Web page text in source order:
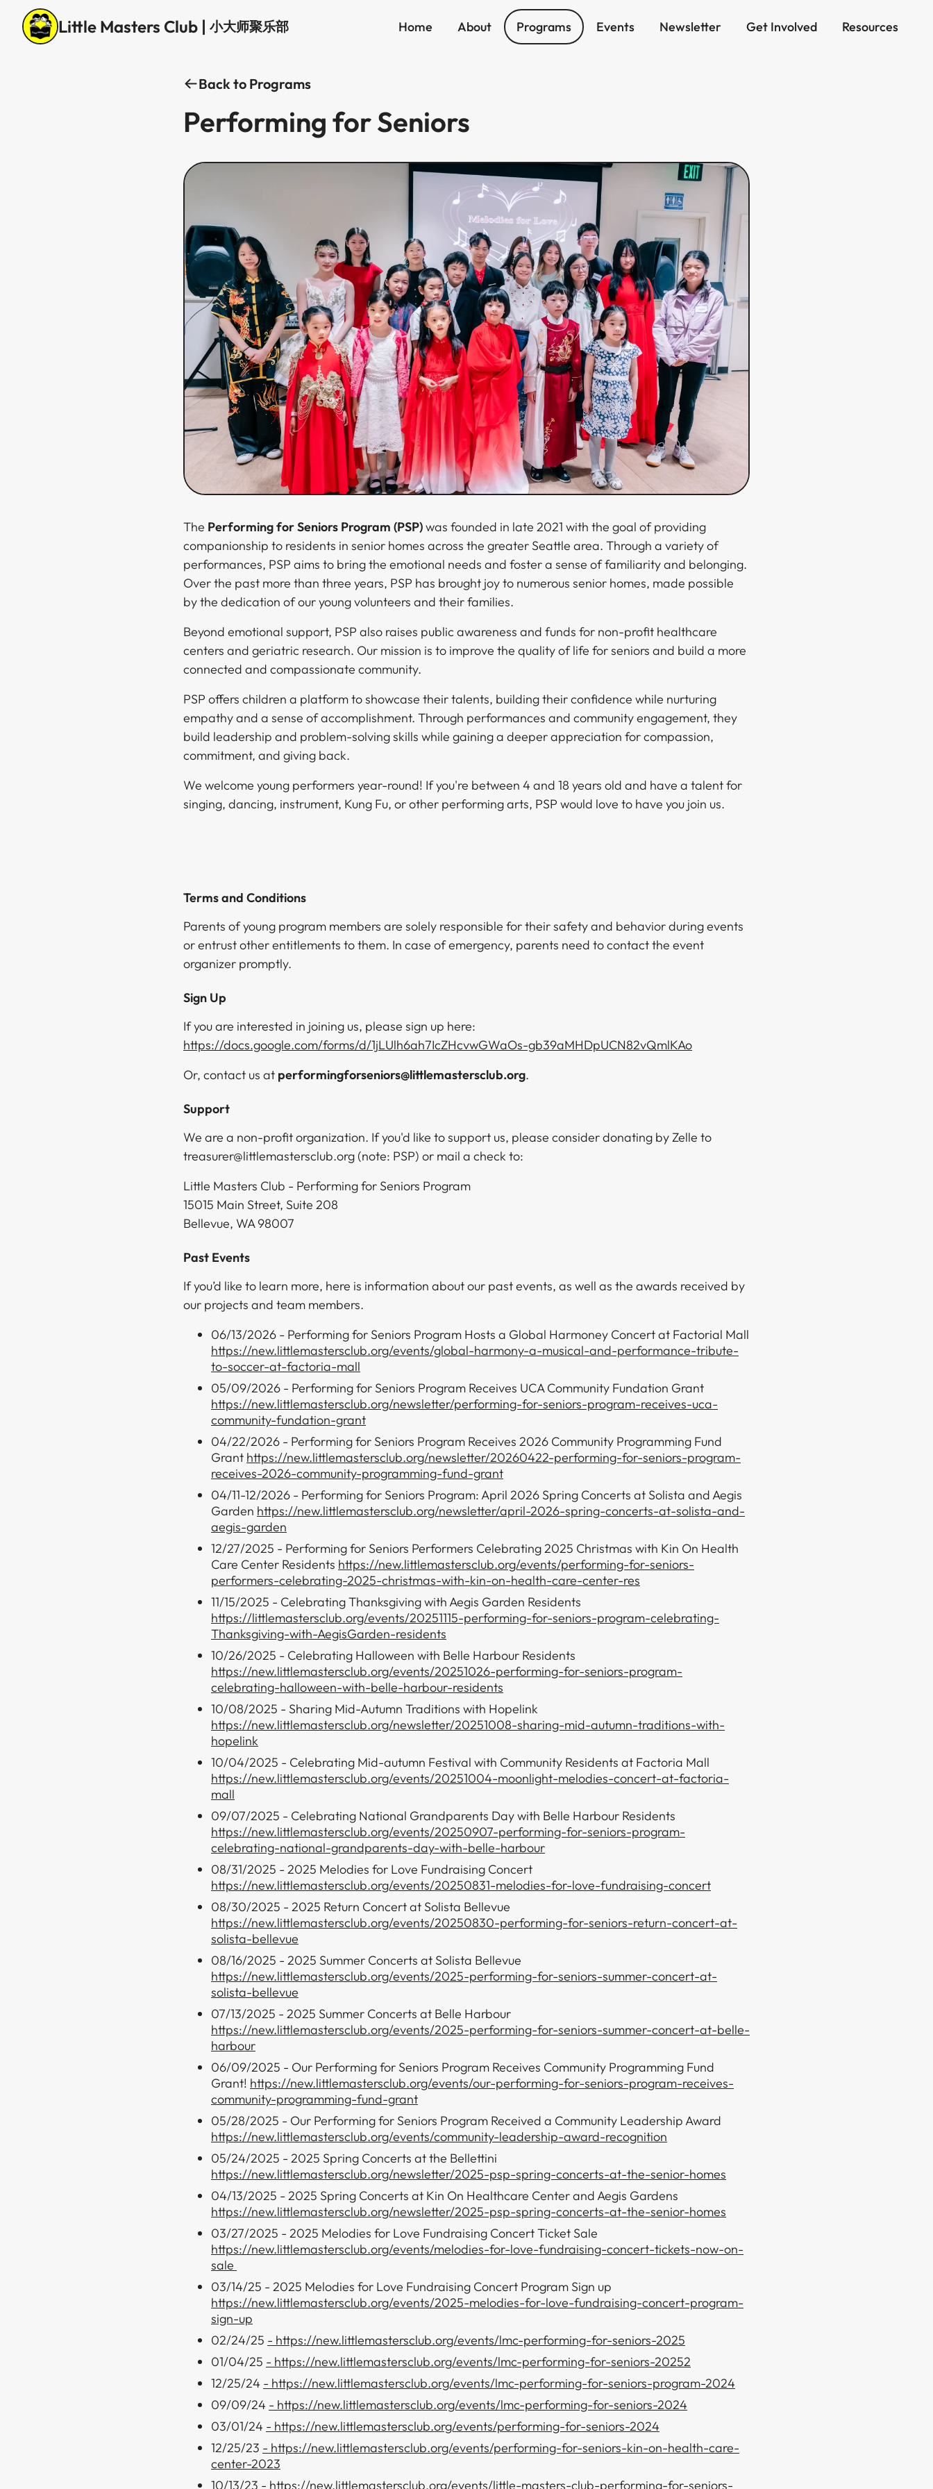
Little Masters Club | 小大师聚乐部 Home About Programs Events Newsletter Get Involved Resources
Back to Programs
Performing for Seniors​​​​‌ ‍ ​‍​‍‌‍ ‌ ​‍‌‍‍‌‌‍‌ ‌‍‍‌‌‍ ‍​‍​‍​ ‍‍​‍​‍‌ ​ ‌‍​‌‌‍ ‍‌‍‍‌‌ ‌​‌ ‍‌​‍ ‍‌‍‍‌‌‍ ​‍​‍​‍ ​​‍​‍‌‍‍​‌ ​‍‌‍‌‌‌‍‌‍​‍​‍​ ‍‍​‍​‍‌‍‍​‌ ‌​‌ ‌​‌ ​​​ ‍‍​‍ ​‍ ‌‍ ​‌‍ ‌‍​ ‌‍​‌‌‍ ​‌‍‍​‌‍ ‌ ​ ‌ ‌​​ ‍‍​ ​ ​ ​ ​ ​ ​ ​ ​‍ ‌‍‍‌‌‍ ‍‌ ‌​‌‍‌‌‌‍ ‍‌ ‌​​‍ ‌‍‌‌‌‍‌​‌‍‍‌‌ ‌​​‍ ‌‍ ‌‌‍ ‌‍‌​‌‍‌‌​ ‌‌ ​​‌ ​‍‌‍‌‌‌ ​ ‌‍‌‌‌‍ ‍‌ ‌​‌‍​‌‌ ‌​‌‍‍‌‌‍ ‌‍ ‍​ ‍ ‌‍‍‌‌‍‌​​ ‌‌‍​‌​ ‌ ​ ‌‌‌‍‌​‌‍​‍​ ​‍​ ​‍‌‍​ ​‍ ‌‌‍​ ​ ‌‌‌‍‌​​ ‌​​‍ ‌​ ‌​‌‍‌‌‌‍‌‍‌‍‌​​‍ ‌​ ‍‌‌‍‌‍‌‍​ ‌‍​ ​‍ ‌​ ‌​‌‍​‌‌‍‌‍​ ​‌​ ‌‌​ ‌‌‌‍​‌​ ​ ​ ‌ ​ ‍​​ ‍‌‌‍‌‍​ ‍ ‌ ‌​‌ ‍‌‌ ​​‌‍‌‌​ ‌‌ ​​‌ ​‍‌‍ ‌‍‌ ‌ ​‍‌‍​‌‌‍ ‌​ ‍ ‌ ​​‌‍​‌‌ ‌​‌‍‍​​ ‌‌ ‌​‌‍‍‌‌ ‌​‌‍ ​‌‍‌‌​ ‌‍​‍‌‍​‌‌ ​ ‌‍‌‌‌‌‌‌‌ ​‍‌‍ ​​ ‌‌‍‍​‌ ‌​‌ ‌​‌ ​​​‍‌‌​ ​ ‌​​‌​‍‌‌​ ​‍‌​‌‍​‍‌‌​ ​‍‌​‌‍‌‍ ​‌‍ ‌‍​ ‌‍​‌‌‍ ​‌‍‍​‌‍ ‌ ​ ‌ ‌​​‍‌‌​ ​ ‌​​‌​ ​ ​ ​ ​ ​ ​ ​ ​‍‌‍‌‍‍‌‌‍‌​​ ‌‌‍​‌​ ‌ ​ ‌‌‌‍‌​‌‍​‍​ ​‍​ ​‍‌‍​ ​‍ ‌‌‍​ ​ ‌‌‌‍‌​​ ‌​​‍ ‌​ ‌​‌‍‌‌‌‍‌‍‌‍‌​​‍ ‌​ ‍‌‌‍‌‍‌‍​ ‌‍​ ​‍ ‌​ ‌​‌‍​‌‌‍‌‍​ ​‌​ ‌‌​ ‌‌‌‍​‌​ ​ ​ ‌ ​ ‍​​ ‍‌‌‍‌‍​‍‌‍‌ ‌​‌ ‍‌‌ ​​‌‍‌‌​ ‌‌ ​​‌ ​‍‌‍ ‌‍‌ ‌ ​‍‌‍​‌‌‍ ‌​‍‌‍‌ ​​‌‍​‌‌ ‌​‌‍‍​​ ‌‌ ‌​‌‍‍‌‌ ‌​‌‍ ​‌‍‌‌​‍​‍‌ ‌
The ​​​​‌ ‍ ​‍​‍‌‍ ‌ ​‍‌‍‍‌‌‍‌ ‌‍‍‌‌‍ ‍​‍​‍​ ‍‍​‍​‍‌ ​ ‌‍​‌‌‍ ‍‌‍‍‌‌ ‌​‌ ‍‌​‍ ‍‌‍‍‌‌‍ ​‍​‍​‍ ​​‍​‍‌‍‍​‌ ​‍‌‍‌‌‌‍‌‍​‍​‍​ ‍‍​‍​‍‌‍‍​‌ ‌​‌ ‌​‌ ​​​ ‍‍​‍ ​‍ ‌‍ ​‌‍ ‌‍​ ‌‍​‌‌‍ ​‌‍‍​‌‍ ‌ ​ ‌ ‌​​ ‍‍​ ​ ​ ​ ​ ​ ​ ​ ​‍ ‌‍‍‌‌‍ ‍‌ ‌​‌‍‌‌‌‍ ‍‌ ‌​​‍ ‌‍‌‌‌‍‌​‌‍‍‌‌ ‌​​‍ ‌‍ ‌‌‍ ‌‍‌​‌‍‌‌​ ‌‌ ​​‌ ​‍‌‍‌‌‌ ​ ‌‍‌‌‌‍ ‍‌ ‌​‌‍​‌‌ ‌​‌‍‍‌‌‍ ‌‍ ‍​ ‍ ‌‍‍‌‌‍‌​​ ‌‌‍​‌​ ‌ ​ ‌‌‌‍‌​‌‍​‍​ ​‍​ ​‍‌‍​ ​‍ ‌‌‍​ ​ ‌‌‌‍‌​​ ‌​​‍ ‌​ ‌​‌‍‌‌‌‍‌‍‌‍‌​​‍ ‌​ ‍‌‌‍‌‍‌‍​ ‌‍​ ​‍ ‌​ ‌​‌‍​‌‌‍‌‍​ ​‌​ ‌‌​ ‌‌‌‍​‌​ ​ ​ ‌ ​ ‍​​ ‍‌‌‍‌‍​ ‍ ‌ ‌​‌ ‍‌‌ ​​‌‍‌‌​ ‌‌ ​​‌ ​‍‌‍ ‌‍‌ ‌ ​‍‌‍​‌‌‍ ‌​ ‍ ‌ ​​‌‍​‌‌ ‌​‌‍‍​​ ‌‌‍​‍‌‍ ‌‍‌​‌ ‍‌​‍‌‌​ ‌‌‌​​‍‌‌ ‌‍‍ ‌‍‌‌‌ ‍‌​‍‌‌​ ​ ‌​‌​​‍‌‌​ ​ ‌​‌​​‍‌‌​ ​‍​ ​‍​ ​​​ ‍​​ ​​​ ‌ ‌‍​‌​ ​‍​ ​‍​ ‌ ‌‍​‍‌‍​‌‌‍‌‌​ ‌‌​‍‌‌​ ​‍​ ​‍​‍‌‌​ ‌‌‌​‌​​‍ ‍‌‍​ ‌‍‍​‌‍‍‌‌‍ ​‌‍‌​‌ ​‍‌‍‌‌‌‍ ‍​‍‌‌​ ‌‌‌​​‍‌‌ ‌‍‍ ‌‍‌‌‌ ‍‌​‍‌‌​ ​ ‌​‌​​‍‌‌​ ​ ‌​‌​​‍‌‌​ ​‍​ ​‍​ ‌‌​ ​‌‌‍‌‍​ ​​​ ‌‍‌‍‌​‌‍‌​​ ‌ ​ ‌ ‌‍‌​‌‍‌‍​ ‌‌​ ​​​‍‌‌​ ​‍​ ​‍​‍‌‌​ ‌‌‌​‌​​‍ ‍‌ ‌​‌‍‌‌‌ ‍​‌ ‌​​ ‌‍​‍‌‍​‌‌ ​ ‌‍‌‌‌‌‌‌‌ ​‍‌‍ ​​ ‌‌‍‍​‌ ‌​‌ ‌​‌ ​​​‍‌‌​ ​ ‌​​‌​‍‌‌​ ​‍‌​‌‍​‍‌‌​ ​‍‌​‌‍‌‍ ​‌‍ ‌‍​ ‌‍​‌‌‍ ​‌‍‍​‌‍ ‌ ​ ‌ ‌​​‍‌‌​ ​ ‌​​‌​ ​ ​ ​ ​ ​ ​ ​ ​‍‌‍‌‍‍‌‌‍‌​​ ‌‌‍​‌​ ‌ ​ ‌‌‌‍‌​‌‍​‍​ ​‍​ ​‍‌‍​ ​‍ ‌‌‍​ ​ ‌‌‌‍‌​​ ‌​​‍ ‌​ ‌​‌‍‌‌‌‍‌‍‌‍‌​​‍ ‌​ ‍‌‌‍‌‍‌‍​ ‌‍​ ​‍ ‌​ ‌​‌‍​‌‌‍‌‍​ ​‌​ ‌‌​ ‌‌‌‍​‌​ ​ ​ ‌ ​ ‍​​ ‍‌‌‍‌‍​‍‌‍‌ ‌​‌ ‍‌‌ ​​‌‍‌‌​ ‌‌ ​​‌ ​‍‌‍ ‌‍‌ ‌ ​‍‌‍​‌‌‍ ‌​‍‌‍‌ ​​‌‍​‌‌ ‌​‌‍‍​​ ‌‌‍​‍‌‍ ‌‍‌​‌ ‍‌​‍‌‌​ ‌‌‌​​‍‌‌ ‌‍‍ ‌‍‌‌‌ ‍‌​‍‌‌​ ​ ‌​‌​​‍‌‌​ ​ ‌​‌​​‍‌‌​ ​‍​ ​‍​ ​​​ ‍​​ ​​​ ‌ ‌‍​‌​ ​‍​ ​‍​ ‌ ‌‍​‍‌‍​‌‌‍‌‌​ ‌‌​‍‌‌​ ​‍​ ​‍​‍‌‌​ ‌‌‌​‌​​‍ ‍‌‍​ ‌‍‍​‌‍‍‌‌‍ ​‌‍‌​‌ ​‍‌‍‌‌‌‍ ‍​‍‌‌​ ‌‌‌​​‍‌‌ ‌‍‍ ‌‍‌‌‌ ‍‌​‍‌‌​ ​ ‌​‌​​‍‌‌​ ​ ‌​‌​​‍‌‌​ ​‍​ ​‍​ ‌‌​ ​‌‌‍‌‍​ ​​​ ‌‍‌‍‌​‌‍‌​​ ‌ ​ ‌ ‌‍‌​‌‍‌‍​ ‌‌​ ​​​‍‌‌​ ​‍​ ​‍​‍‌‌​ ‌‌‌​‌​​‍ ‍‌ ‌​‌‍‌‌‌ ‍​‌ ‌​​‍​‍‌ ‌ Performing for Seniors Program (PSP)​​​​‌ ‍ ​‍​‍‌‍ ‌ ​‍‌‍‍‌‌‍‌ ‌‍‍‌‌‍ ‍​‍​‍​ ‍‍​‍​‍‌ ​ ‌‍​‌‌‍ ‍‌‍‍‌‌ ‌​‌ ‍‌​‍ ‍‌‍‍‌‌‍ ​‍​‍​‍ ​​‍​‍‌‍‍​‌ ​‍‌‍‌‌‌‍‌‍​‍​‍​ ‍‍​‍​‍‌‍‍​‌ ‌​‌ ‌​‌ ​​​ ‍‍​‍ ​‍ ‌‍ ​‌‍ ‌‍​ ‌‍​‌‌‍ ​‌‍‍​‌‍ ‌ ​ ‌ ‌​​ ‍‍​ ​ ​ ​ ​ ​ ​ ​ ​‍ ‌‍‍‌‌‍ ‍‌ ‌​‌‍‌‌‌‍ ‍‌ ‌​​‍ ‌‍‌‌‌‍‌​‌‍‍‌‌ ‌​​‍ ‌‍ ‌‌‍ ‌‍‌​‌‍‌‌​ ‌‌ ​​‌ ​‍‌‍‌‌‌ ​ ‌‍‌‌‌‍ ‍‌ ‌​‌‍​‌‌ ‌​‌‍‍‌‌‍ ‌‍ ‍​ ‍ ‌‍‍‌‌‍‌​​ ‌‌‍​‌​ ‌ ​ ‌‌‌‍‌​‌‍​‍​ ​‍​ ​‍‌‍​ ​‍ ‌‌‍​ ​ ‌‌‌‍‌​​ ‌​​‍ ‌​ ‌​‌‍‌‌‌‍‌‍‌‍‌​​‍ ‌​ ‍‌‌‍‌‍‌‍​ ‌‍​ ​‍ ‌​ ‌​‌‍​‌‌‍‌‍​ ​‌​ ‌‌​ ‌‌‌‍​‌​ ​ ​ ‌ ​ ‍​​ ‍‌‌‍‌‍​ ‍ ‌ ‌​‌ ‍‌‌ ​​‌‍‌‌​ ‌‌ ​​‌ ​‍‌‍ ‌‍‌ ‌ ​‍‌‍​‌‌‍ ‌​ ‍ ‌ ​​‌‍​‌‌ ‌​‌‍‍​​ ‌‌‍​‍‌‍ ‌‍‌​‌ ‍‌​‍‌‌​ ‌‌‌​​‍‌‌ ‌‍‍ ‌‍‌‌‌ ‍‌​‍‌‌​ ​ ‌​‌​​‍‌‌​ ​ ‌​‌​​‍‌‌​ ​‍​ ​‍​ ​​​ ‍​​ ​​​ ‌ ‌‍​‌​ ​‍​ ​‍​ ‌ ‌‍​‍‌‍​‌‌‍‌‌​ ‌‌​‍‌‌​ ​‍​ ​‍​‍‌‌​ ‌‌‌​‌​​‍ ‍‌‍​ ‌‍‍​‌‍‍‌‌‍ ​‌‍‌​‌ ​‍‌‍‌‌‌‍ ‍​‍‌‌​ ‌‌‌​​‍‌‌ ‌‍‍ ‌‍‌‌‌ ‍‌​‍‌‌​ ​ ‌​‌​​‍‌‌​ ​ ‌​‌​​‍‌‌​ ​‍​ ​‍​ ‌‌​ ​‌‌‍‌‍​ ​​​ ‌‍‌‍‌​‌‍‌​​ ‌ ​ ‌ ‌‍‌​‌‍‌‍​ ‌‌​ ​‌​‍‌‌​ ​‍​ ​‍​‍‌‌​ ‌‌‌​‌​​‍ ‍‌ ‌​‌‍‌‌‌ ‍​‌ ‌​​ ‌‍​‍‌‍​‌‌ ​ ‌‍‌‌‌‌‌‌‌ ​‍‌‍ ​​ ‌‌‍‍​‌ ‌​‌ ‌​‌ ​​​‍‌‌​ ​ ‌​​‌​‍‌‌​ ​‍‌​‌‍​‍‌‌​ ​‍‌​‌‍‌‍ ​‌‍ ‌‍​ ‌‍​‌‌‍ ​‌‍‍​‌‍ ‌ ​ ‌ ‌​​‍‌‌​ ​ ‌​​‌​ ​ ​ ​ ​ ​ ​ ​ ​‍‌‍‌‍‍‌‌‍‌​​ ‌‌‍​‌​ ‌ ​ ‌‌‌‍‌​‌‍​‍​ ​‍​ ​‍‌‍​ ​‍ ‌‌‍​ ​ ‌‌‌‍‌​​ ‌​​‍ ‌​ ‌​‌‍‌‌‌‍‌‍‌‍‌​​‍ ‌​ ‍‌‌‍‌‍‌‍​ ‌‍​ ​‍ ‌​ ‌​‌‍​‌‌‍‌‍​ ​‌​ ‌‌​ ‌‌‌‍​‌​ ​ ​ ‌ ​ ‍​​ ‍‌‌‍‌‍​‍‌‍‌ ‌​‌ ‍‌‌ ​​‌‍‌‌​ ‌‌ ​​‌ ​‍‌‍ ‌‍‌ ‌ ​‍‌‍​‌‌‍ ‌​‍‌‍‌ ​​‌‍​‌‌ ‌​‌‍‍​​ ‌‌‍​‍‌‍ ‌‍‌​‌ ‍‌​‍‌‌​ ‌‌‌​​‍‌‌ ‌‍‍ ‌‍‌‌‌ ‍‌​‍‌‌​ ​ ‌​‌​​‍‌‌​ ​ ‌​‌​​‍‌‌​ ​‍​ ​‍​ ​​​ ‍​​ ​​​ ‌ ‌‍​‌​ ​‍​ ​‍​ ‌ ‌‍​‍‌‍​‌‌‍‌‌​ ‌‌​‍‌‌​ ​‍​ ​‍​‍‌‌​ ‌‌‌​‌​​‍ ‍‌‍​ ‌‍‍​‌‍‍‌‌‍ ​‌‍‌​‌ ​‍‌‍‌‌‌‍ ‍​‍‌‌​ ‌‌‌​​‍‌‌ ‌‍‍ ‌‍‌‌‌ ‍‌​‍‌‌​ ​ ‌​‌​​‍‌‌​ ​ ‌​‌​​‍‌‌​ ​‍​ ​‍​ ‌‌​ ​‌‌‍‌‍​ ​​​ ‌‍‌‍‌​‌‍‌​​ ‌ ​ ‌ ‌‍‌​‌‍‌‍​ ‌‌​ ​‌​‍‌‌​ ​‍​ ​‍​‍‌‌​ ‌‌‌​‌​​‍ ‍‌ ‌​‌‍‌‌‌ ‍​‌ ‌​​‍​‍‌ ‌was founded in late 2021 with the goal of providing
companionship to residents in senior homes across the greater Seattle area. Through a variety of
performances, PSP aims to bring the emotional needs and foster a sense of familiarity and belonging.
Over the past more than three years, PSP has brought joy to numerous senior homes, made possible
by the dedication of our young volunteers and their families.​​​​‌ ‍ ​‍​‍‌‍ ‌ ​‍‌‍‍‌‌‍‌ ‌‍‍‌‌‍ ‍​‍​‍​ ‍‍​‍​‍‌ ​ ‌‍​‌‌‍ ‍‌‍‍‌‌ ‌​‌ ‍‌​‍ ‍‌‍‍‌‌‍ ​‍​‍​‍ ​​‍​‍‌‍‍​‌ ​‍‌‍‌‌‌‍‌‍​‍​‍​ ‍‍​‍​‍‌‍‍​‌ ‌​‌ ‌​‌ ​​​ ‍‍​‍ ​‍ ‌‍ ​‌‍ ‌‍​ ‌‍​‌‌‍ ​‌‍‍​‌‍ ‌ ​ ‌ ‌​​ ‍‍​ ​ ​ ​ ​ ​ ​ ​ ​‍ ‌‍‍‌‌‍ ‍‌ ‌​‌‍‌‌‌‍ ‍‌ ‌​​‍ ‌‍‌‌‌‍‌​‌‍‍‌‌ ‌​​‍ ‌‍ ‌‌‍ ‌‍‌​‌‍‌‌​ ‌‌ ​​‌ ​‍‌‍‌‌‌ ​ ‌‍‌‌‌‍ ‍‌ ‌​‌‍​‌‌ ‌​‌‍‍‌‌‍ ‌‍ ‍​ ‍ ‌‍‍‌‌‍‌​​ ‌‌‍​‌​ ‌ ​ ‌‌‌‍‌​‌‍​‍​ ​‍​ ​‍‌‍​ ​‍ ‌‌‍​ ​ ‌‌‌‍‌​​ ‌​​‍ ‌​ ‌​‌‍‌‌‌‍‌‍‌‍‌​​‍ ‌​ ‍‌‌‍‌‍‌‍​ ‌‍​ ​‍ ‌​ ‌​‌‍​‌‌‍‌‍​ ​‌​ ‌‌​ ‌‌‌‍​‌​ ​ ​ ‌ ​ ‍​​ ‍‌‌‍‌‍​ ‍ ‌ ‌​‌ ‍‌‌ ​​‌‍‌‌​ ‌‌ ​​‌ ​‍‌‍ ‌‍‌ ‌ ​‍‌‍​‌‌‍ ‌​ ‍ ‌ ​​‌‍​‌‌ ‌​‌‍‍​​ ‌‌‍​‍‌‍ ‌‍‌​‌ ‍‌​‍‌‌​ ‌‌‌​​‍‌‌ ‌‍‍ ‌‍‌‌‌ ‍‌​‍‌‌​ ​ ‌​‌​​‍‌‌​ ​ ‌​‌​​‍‌‌​ ​‍​ ​‍​ ​​​ ‍​​ ​​​ ‌ ‌‍​‌​ ​‍​ ​‍​ ‌ ‌‍​‍‌‍​‌‌‍‌‌​ ‌‌​‍‌‌​ ​‍​ ​‍​‍‌‌​ ‌‌‌​‌​​‍ ‍‌‍​ ‌‍‍​‌‍‍‌‌‍ ​‌‍‌​‌ ​‍‌‍‌‌‌‍ ‍​‍‌‌​ ‌‌‌​​‍‌‌ ‌‍‍ ‌‍‌‌‌ ‍‌​‍‌‌​ ​ ‌​‌​​‍‌‌​ ​ ‌​‌​​‍‌‌​ ​‍​ ​‍​ ‌‌​ ​‌‌‍‌‍​ ​​​ ‌‍‌‍‌​‌‍‌​​ ‌ ​ ‌ ‌‍‌​‌‍‌‍​ ‌‌​ ​‍​‍‌‌​ ​‍​ ​‍​‍‌‌​ ‌‌‌​‌​​‍ ‍‌ ‌​‌‍‌‌‌ ‍​‌ ‌​​ ‌‍​‍‌‍​‌‌ ​ ‌‍‌‌‌‌‌‌‌ ​‍‌‍ ​​ ‌‌‍‍​‌ ‌​‌ ‌​‌ ​​​‍‌‌​ ​ ‌​​‌​‍‌‌​ ​‍‌​‌‍​‍‌‌​ ​‍‌​‌‍‌‍ ​‌‍ ‌‍​ ‌‍​‌‌‍ ​‌‍‍​‌‍ ‌ ​ ‌ ‌​​‍‌‌​ ​ ‌​​‌​ ​ ​ ​ ​ ​ ​ ​ ​‍‌‍‌‍‍‌‌‍‌​​ ‌‌‍​‌​ ‌ ​ ‌‌‌‍‌​‌‍​‍​ ​‍​ ​‍‌‍​ ​‍ ‌‌‍​ ​ ‌‌‌‍‌​​ ‌​​‍ ‌​ ‌​‌‍‌‌‌‍‌‍‌‍‌​​‍ ‌​ ‍‌‌‍‌‍‌‍​ ‌‍​ ​‍ ‌​ ‌​‌‍​‌‌‍‌‍​ ​‌​ ‌‌​ ‌‌‌‍​‌​ ​ ​ ‌ ​ ‍​​ ‍‌‌‍‌‍​‍‌‍‌ ‌​‌ ‍‌‌ ​​‌‍‌‌​ ‌‌ ​​‌ ​‍‌‍ ‌‍‌ ‌ ​‍‌‍​‌‌‍ ‌​‍‌‍‌ ​​‌‍​‌‌ ‌​‌‍‍​​ ‌‌‍​‍‌‍ ‌‍‌​‌ ‍‌​‍‌‌​ ‌‌‌​​‍‌‌ ‌‍‍ ‌‍‌‌‌ ‍‌​‍‌‌​ ​ ‌​‌​​‍‌‌​ ​ ‌​‌​​‍‌‌​ ​‍​ ​‍​ ​​​ ‍​​ ​​​ ‌ ‌‍​‌​ ​‍​ ​‍​ ‌ ‌‍​‍‌‍​‌‌‍‌‌​ ‌‌​‍‌‌​ ​‍​ ​‍​‍‌‌​ ‌‌‌​‌​​‍ ‍‌‍​ ‌‍‍​‌‍‍‌‌‍ ​‌‍‌​‌ ​‍‌‍‌‌‌‍ ‍​‍‌‌​ ‌‌‌​​‍‌‌ ‌‍‍ ‌‍‌‌‌ ‍‌​‍‌‌​ ​ ‌​‌​​‍‌‌​ ​ ‌​‌​​‍‌‌​ ​‍​ ​‍​ ‌‌​ ​‌‌‍‌‍​ ​​​ ‌‍‌‍‌​‌‍‌​​ ‌ ​ ‌ ‌‍‌​‌‍‌‍​ ‌‌​ ​‍​‍‌‌​ ​‍​ ​‍​‍‌‌​ ‌‌‌​‌​​‍ ‍‌ ‌​‌‍‌‌‌ ‍​‌ ‌​​‍​‍‌ ‌
Beyond emotional support, PSP also raises public awareness and funds for non-profit healthcare
centers and geriatric research. Our mission is to improve the quality of life for seniors and build a more
connected and compassionate community.​​​​‌ ‍ ​‍​‍‌‍ ‌ ​‍‌‍‍‌‌‍‌ ‌‍‍‌‌‍ ‍​‍​‍​ ‍‍​‍​‍‌ ​ ‌‍​‌‌‍ ‍‌‍‍‌‌ ‌​‌ ‍‌​‍ ‍‌‍‍‌‌‍ ​‍​‍​‍ ​​‍​‍‌‍‍​‌ ​‍‌‍‌‌‌‍‌‍​‍​‍​ ‍‍​‍​‍‌‍‍​‌ ‌​‌ ‌​‌ ​​​ ‍‍​‍ ​‍ ‌‍ ​‌‍ ‌‍​ ‌‍​‌‌‍ ​‌‍‍​‌‍ ‌ ​ ‌ ‌​​ ‍‍​ ​ ​ ​ ​ ​ ​ ​ ​‍ ‌‍‍‌‌‍ ‍‌ ‌​‌‍‌‌‌‍ ‍‌ ‌​​‍ ‌‍‌‌‌‍‌​‌‍‍‌‌ ‌​​‍ ‌‍ ‌‌‍ ‌‍‌​‌‍‌‌​ ‌‌ ​​‌ ​‍‌‍‌‌‌ ​ ‌‍‌‌‌‍ ‍‌ ‌​‌‍​‌‌ ‌​‌‍‍‌‌‍ ‌‍ ‍​ ‍ ‌‍‍‌‌‍‌​​ ‌‌‍​‌​ ‌ ​ ‌‌‌‍‌​‌‍​‍​ ​‍​ ​‍‌‍​ ​‍ ‌‌‍​ ​ ‌‌‌‍‌​​ ‌​​‍ ‌​ ‌​‌‍‌‌‌‍‌‍‌‍‌​​‍ ‌​ ‍‌‌‍‌‍‌‍​ ‌‍​ ​‍ ‌​ ‌​‌‍​‌‌‍‌‍​ ​‌​ ‌‌​ ‌‌‌‍​‌​ ​ ​ ‌ ​ ‍​​ ‍‌‌‍‌‍​ ‍ ‌ ‌​‌ ‍‌‌ ​​‌‍‌‌​ ‌‌ ​​‌ ​‍‌‍ ‌‍‌ ‌ ​‍‌‍​‌‌‍ ‌​ ‍ ‌ ​​‌‍​‌‌ ‌​‌‍‍​​ ‌‌‍​‍‌‍ ‌‍‌​‌ ‍‌​‍‌‌​ ‌‌‌​​‍‌‌ ‌‍‍ ‌‍‌‌‌ ‍‌​‍‌‌​ ​ ‌​‌​​‍‌‌​ ​ ‌​‌​​‍‌‌​ ​‍​ ​‍​ ​​​ ‌​‌‍​‍​ ​‍‌‍​ ​ ‌‌‌‍‌​‌‍​‌​ ​​​ ‍‌​ ‌ ​ ‌​​‍‌‌​ ​‍​ ​‍​‍‌‌​ ‌‌‌​‌​​‍ ‍‌‍​ ‌‍‍​‌‍‍‌‌‍ ​‌‍‌​‌ ​‍‌‍‌‌‌‍ ‍​‍‌‌​ ‌‌‌​​‍‌‌ ‌‍‍ ‌‍‌‌‌ ‍‌​‍‌‌​ ​ ‌​‌​​‍‌‌​ ​ ‌​‌​​‍‌‌​ ​‍​ ​‍​ ​‌​ ‌ ​ ​​​ ‌​‌‍‌​​ ​‍​ ‌‌​ ​ ​ ​‌​ ‌​​ ​‍​ ‌ ​ ​​​‍‌‌​ ​‍​ ​‍​‍‌‌​ ‌‌‌​‌​​‍ ‍‌ ‌​‌‍‌‌‌ ‍​‌ ‌​​ ‌‍​‍‌‍​‌‌ ​ ‌‍‌‌‌‌‌‌‌ ​‍‌‍ ​​ ‌‌‍‍​‌ ‌​‌ ‌​‌ ​​​‍‌‌​ ​ ‌​​‌​‍‌‌​ ​‍‌​‌‍​‍‌‌​ ​‍‌​‌‍‌‍ ​‌‍ ‌‍​ ‌‍​‌‌‍ ​‌‍‍​‌‍ ‌ ​ ‌ ‌​​‍‌‌​ ​ ‌​​‌​ ​ ​ ​ ​ ​ ​ ​ ​‍‌‍‌‍‍‌‌‍‌​​ ‌‌‍​‌​ ‌ ​ ‌‌‌‍‌​‌‍​‍​ ​‍​ ​‍‌‍​ ​‍ ‌‌‍​ ​ ‌‌‌‍‌​​ ‌​​‍ ‌​ ‌​‌‍‌‌‌‍‌‍‌‍‌​​‍ ‌​ ‍‌‌‍‌‍‌‍​ ‌‍​ ​‍ ‌​ ‌​‌‍​‌‌‍‌‍​ ​‌​ ‌‌​ ‌‌‌‍​‌​ ​ ​ ‌ ​ ‍​​ ‍‌‌‍‌‍​‍‌‍‌ ‌​‌ ‍‌‌ ​​‌‍‌‌​ ‌‌ ​​‌ ​‍‌‍ ‌‍‌ ‌ ​‍‌‍​‌‌‍ ‌​‍‌‍‌ ​​‌‍​‌‌ ‌​‌‍‍​​ ‌‌‍​‍‌‍ ‌‍‌​‌ ‍‌​‍‌‌​ ‌‌‌​​‍‌‌ ‌‍‍ ‌‍‌‌‌ ‍‌​‍‌‌​ ​ ‌​‌​​‍‌‌​ ​ ‌​‌​​‍‌‌​ ​‍​ ​‍​ ​​​ ‌​‌‍​‍​ ​‍‌‍​ ​ ‌‌‌‍‌​‌‍​‌​ ​​​ ‍‌​ ‌ ​ ‌​​‍‌‌​ ​‍​ ​‍​‍‌‌​ ‌‌‌​‌​​‍ ‍‌‍​ ‌‍‍​‌‍‍‌‌‍ ​‌‍‌​‌ ​‍‌‍‌‌‌‍ ‍​‍‌‌​ ‌‌‌​​‍‌‌ ‌‍‍ ‌‍‌‌‌ ‍‌​‍‌‌​ ​ ‌​‌​​‍‌‌​ ​ ‌​‌​​‍‌‌​ ​‍​ ​‍​ ​‌​ ‌ ​ ​​​ ‌​‌‍‌​​ ​‍​ ‌‌​ ​ ​ ​‌​ ‌​​ ​‍​ ‌ ​ ​​​‍‌‌​ ​‍​ ​‍​‍‌‌​ ‌‌‌​‌​​‍ ‍‌ ‌​‌‍‌‌‌ ‍​‌ ‌​​‍​‍‌ ‌
PSP offers children a platform to showcase their talents, building their confidence while nurturing
empathy and a sense of accomplishment. Through performances and community engagement, they
build leadership and problem-solving skills while gaining a deeper appreciation for compassion,
commitment, and giving back.​​​​‌ ‍ ​‍​‍‌‍ ‌ ​‍‌‍‍‌‌‍‌ ‌‍‍‌‌‍ ‍​‍​‍​ ‍‍​‍​‍‌ ​ ‌‍​‌‌‍ ‍‌‍‍‌‌ ‌​‌ ‍‌​‍ ‍‌‍‍‌‌‍ ​‍​‍​‍ ​​‍​‍‌‍‍​‌ ​‍‌‍‌‌‌‍‌‍​‍​‍​ ‍‍​‍​‍‌‍‍​‌ ‌​‌ ‌​‌ ​​​ ‍‍​‍ ​‍ ‌‍ ​‌‍ ‌‍​ ‌‍​‌‌‍ ​‌‍‍​‌‍ ‌ ​ ‌ ‌​​ ‍‍​ ​ ​ ​ ​ ​ ​ ​ ​‍ ‌‍‍‌‌‍ ‍‌ ‌​‌‍‌‌‌‍ ‍‌ ‌​​‍ ‌‍‌‌‌‍‌​‌‍‍‌‌ ‌​​‍ ‌‍ ‌‌‍ ‌‍‌​‌‍‌‌​ ‌‌ ​​‌ ​‍‌‍‌‌‌ ​ ‌‍‌‌‌‍ ‍‌ ‌​‌‍​‌‌ ‌​‌‍‍‌‌‍ ‌‍ ‍​ ‍ ‌‍‍‌‌‍‌​​ ‌‌‍​‌​ ‌ ​ ‌‌‌‍‌​‌‍​‍​ ​‍​ ​‍‌‍​ ​‍ ‌‌‍​ ​ ‌‌‌‍‌​​ ‌​​‍ ‌​ ‌​‌‍‌‌‌‍‌‍‌‍‌​​‍ ‌​ ‍‌‌‍‌‍‌‍​ ‌‍​ ​‍ ‌​ ‌​‌‍​‌‌‍‌‍​ ​‌​ ‌‌​ ‌‌‌‍​‌​ ​ ​ ‌ ​ ‍​​ ‍‌‌‍‌‍​ ‍ ‌ ‌​‌ ‍‌‌ ​​‌‍‌‌​ ‌‌ ​​‌ ​‍‌‍ ‌‍‌ ‌ ​‍‌‍​‌‌‍ ‌​ ‍ ‌ ​​‌‍​‌‌ ‌​‌‍‍​​ ‌‌‍​‍‌‍ ‌‍‌​‌ ‍‌​‍‌‌​ ‌‌‌​​‍‌‌ ‌‍‍ ‌‍‌‌‌ ‍‌​‍‌‌​ ​ ‌​‌​​‍‌‌​ ​ ‌​‌​​‍‌‌​ ​‍​ ​‍​ ‌‌​ ‌‌​ ‌ ​ ‌​‌‍​ ​ ​‌‌‍‌‍​ ​​​ ​​​ ‌​​ ‌‍​ ‌ ​‍‌‌​ ​‍​ ​‍​‍‌‌​ ‌‌‌​‌​​‍ ‍‌‍​ ‌‍‍​‌‍‍‌‌‍ ​‌‍‌​‌ ​‍‌‍‌‌‌‍ ‍​‍‌‌​ ‌‌‌​​‍‌‌ ‌‍‍ ‌‍‌‌‌ ‍‌​‍‌‌​ ​ ‌​‌​​‍‌‌​ ​ ‌​‌​​‍‌‌​ ​‍​ ​‍​ ​​‌‍‌​‌‍‌‌‌‍‌‍‌‍‌‌​ ‌‍‌‍‌‍‌‍​‍​ ‌‌​ ​​​ ‍‌​ ‌ ​ ​​​‍‌‌​ ​‍​ ​‍​‍‌‌​ ‌‌‌​‌​​‍ ‍‌ ‌​‌‍‌‌‌ ‍​‌ ‌​​ ‌‍​‍‌‍​‌‌ ​ ‌‍‌‌‌‌‌‌‌ ​‍‌‍ ​​ ‌‌‍‍​‌ ‌​‌ ‌​‌ ​​​‍‌‌​ ​ ‌​​‌​‍‌‌​ ​‍‌​‌‍​‍‌‌​ ​‍‌​‌‍‌‍ ​‌‍ ‌‍​ ‌‍​‌‌‍ ​‌‍‍​‌‍ ‌ ​ ‌ ‌​​‍‌‌​ ​ ‌​​‌​ ​ ​ ​ ​ ​ ​ ​ ​‍‌‍‌‍‍‌‌‍‌​​ ‌‌‍​‌​ ‌ ​ ‌‌‌‍‌​‌‍​‍​ ​‍​ ​‍‌‍​ ​‍ ‌‌‍​ ​ ‌‌‌‍‌​​ ‌​​‍ ‌​ ‌​‌‍‌‌‌‍‌‍‌‍‌​​‍ ‌​ ‍‌‌‍‌‍‌‍​ ‌‍​ ​‍ ‌​ ‌​‌‍​‌‌‍‌‍​ ​‌​ ‌‌​ ‌‌‌‍​‌​ ​ ​ ‌ ​ ‍​​ ‍‌‌‍‌‍​‍‌‍‌ ‌​‌ ‍‌‌ ​​‌‍‌‌​ ‌‌ ​​‌ ​‍‌‍ ‌‍‌ ‌ ​‍‌‍​‌‌‍ ‌​‍‌‍‌ ​​‌‍​‌‌ ‌​‌‍‍​​ ‌‌‍​‍‌‍ ‌‍‌​‌ ‍‌​‍‌‌​ ‌‌‌​​‍‌‌ ‌‍‍ ‌‍‌‌‌ ‍‌​‍‌‌​ ​ ‌​‌​​‍‌‌​ ​ ‌​‌​​‍‌‌​ ​‍​ ​‍​ ‌‌​ ‌‌​ ‌ ​ ‌​‌‍​ ​ ​‌‌‍‌‍​ ​​​ ​​​ ‌​​ ‌‍​ ‌ ​‍‌‌​ ​‍​ ​‍​‍‌‌​ ‌‌‌​‌​​‍ ‍‌‍​ ‌‍‍​‌‍‍‌‌‍ ​‌‍‌​‌ ​‍‌‍‌‌‌‍ ‍​‍‌‌​ ‌‌‌​​‍‌‌ ‌‍‍ ‌‍‌‌‌ ‍‌​‍‌‌​ ​ ‌​‌​​‍‌‌​ ​ ‌​‌​​‍‌‌​ ​‍​ ​‍​ ​​‌‍‌​‌‍‌‌‌‍‌‍‌‍‌‌​ ‌‍‌‍‌‍‌‍​‍​ ‌‌​ ​​​ ‍‌​ ‌ ​ ​​​‍‌‌​ ​‍​ ​‍​‍‌‌​ ‌‌‌​‌​​‍ ‍‌ ‌​‌‍‌‌‌ ‍​‌ ‌​​‍​‍‌ ‌
We welcome young performers year-round! If you're between 4 and 18 years old and have a talent for
singing, dancing, instrument, Kung Fu, or other performing arts, PSP would love to have you join us.​​​​‌ ‍ ​‍​‍‌‍ ‌ ​‍‌‍‍‌‌‍‌ ‌‍‍‌‌‍ ‍​‍​‍​ ‍‍​‍​‍‌ ​ ‌‍​‌‌‍ ‍‌‍‍‌‌ ‌​‌ ‍‌​‍ ‍‌‍‍‌‌‍ ​‍​‍​‍ ​​‍​‍‌‍‍​‌ ​‍‌‍‌‌‌‍‌‍​‍​‍​ ‍‍​‍​‍‌‍‍​‌ ‌​‌ ‌​‌ ​​​ ‍‍​‍ ​‍ ‌‍ ​‌‍ ‌‍​ ‌‍​‌‌‍ ​‌‍‍​‌‍ ‌ ​ ‌ ‌​​ ‍‍​ ​ ​ ​ ​ ​ ​ ​ ​‍ ‌‍‍‌‌‍ ‍‌ ‌​‌‍‌‌‌‍ ‍‌ ‌​​‍ ‌‍‌‌‌‍‌​‌‍‍‌‌ ‌​​‍ ‌‍ ‌‌‍ ‌‍‌​‌‍‌‌​ ‌‌ ​​‌ ​‍‌‍‌‌‌ ​ ‌‍‌‌‌‍ ‍‌ ‌​‌‍​‌‌ ‌​‌‍‍‌‌‍ ‌‍ ‍​ ‍ ‌‍‍‌‌‍‌​​ ‌‌‍​‌​ ‌ ​ ‌‌‌‍‌​‌‍​‍​ ​‍​ ​‍‌‍​ ​‍ ‌‌‍​ ​ ‌‌‌‍‌​​ ‌​​‍ ‌​ ‌​‌‍‌‌‌‍‌‍‌‍‌​​‍ ‌​ ‍‌‌‍‌‍‌‍​ ‌‍​ ​‍ ‌​ ‌​‌‍​‌‌‍‌‍​ ​‌​ ‌‌​ ‌‌‌‍​‌​ ​ ​ ‌ ​ ‍​​ ‍‌‌‍‌‍​ ‍ ‌ ‌​‌ ‍‌‌ ​​‌‍‌‌​ ‌‌ ​​‌ ​‍‌‍ ‌‍‌ ‌ ​‍‌‍​‌‌‍ ‌​ ‍ ‌ ​​‌‍​‌‌ ‌​‌‍‍​​ ‌‌‍​‍‌‍ ‌‍‌​‌ ‍‌​‍‌‌​ ‌‌‌​​‍‌‌ ‌‍‍ ‌‍‌‌‌ ‍‌​‍‌‌​ ​ ‌​‌​​‍‌‌​ ​ ‌​‌​​‍‌‌​ ​‍​ ​‍​ ‌‍‌‍​‌​ ​‌​ ​‌​ ​​​ ​‌‌‍​‍​ ‌‌​ ‍​​ ‍​​ ‌​​ ​​​‍‌‌​ ​‍​ ​‍​‍‌‌​ ‌‌‌​‌​​‍ ‍‌‍​ ‌‍‍​‌‍‍‌‌‍ ​‌‍‌​‌ ​‍‌‍‌‌‌‍ ‍​‍‌‌​ ‌‌‌​​‍‌‌ ‌‍‍ ‌‍‌‌‌ ‍‌​‍‌‌​ ​ ‌​‌​​‍‌‌​ ​ ‌​‌​​‍‌‌​ ​‍​ ​‍‌‍​‌‌‍​ ‌‍‌​‌‍‌‍​ ​‌‌‍‌​​ ‍‌‌‍‌‍​ ‌‍‌‍​‍​ ‌‌​ ‌ ​ ​​​‍‌‌​ ​‍​ ​‍​‍‌‌​ ‌‌‌​‌​​‍ ‍‌ ‌​‌‍‌‌‌ ‍​‌ ‌​​ ‌‍​‍‌‍​‌‌ ​ ‌‍‌‌‌‌‌‌‌ ​‍‌‍ ​​ ‌‌‍‍​‌ ‌​‌ ‌​‌ ​​​‍‌‌​ ​ ‌​​‌​‍‌‌​ ​‍‌​‌‍​‍‌‌​ ​‍‌​‌‍‌‍ ​‌‍ ‌‍​ ‌‍​‌‌‍ ​‌‍‍​‌‍ ‌ ​ ‌ ‌​​‍‌‌​ ​ ‌​​‌​ ​ ​ ​ ​ ​ ​ ​ ​‍‌‍‌‍‍‌‌‍‌​​ ‌‌‍​‌​ ‌ ​ ‌‌‌‍‌​‌‍​‍​ ​‍​ ​‍‌‍​ ​‍ ‌‌‍​ ​ ‌‌‌‍‌​​ ‌​​‍ ‌​ ‌​‌‍‌‌‌‍‌‍‌‍‌​​‍ ‌​ ‍‌‌‍‌‍‌‍​ ‌‍​ ​‍ ‌​ ‌​‌‍​‌‌‍‌‍​ ​‌​ ‌‌​ ‌‌‌‍​‌​ ​ ​ ‌ ​ ‍​​ ‍‌‌‍‌‍​‍‌‍‌ ‌​‌ ‍‌‌ ​​‌‍‌‌​ ‌‌ ​​‌ ​‍‌‍ ‌‍‌ ‌ ​‍‌‍​‌‌‍ ‌​‍‌‍‌ ​​‌‍​‌‌ ‌​‌‍‍​​ ‌‌‍​‍‌‍ ‌‍‌​‌ ‍‌​‍‌‌​ ‌‌‌​​‍‌‌ ‌‍‍ ‌‍‌‌‌ ‍‌​‍‌‌​ ​ ‌​‌​​‍‌‌​ ​ ‌​‌​​‍‌‌​ ​‍​ ​‍​ ‌‍‌‍​‌​ ​‌​ ​‌​ ​​​ ​‌‌‍​‍​ ‌‌​ ‍​​ ‍​​ ‌​​ ​​​‍‌‌​ ​‍​ ​‍​‍‌‌​ ‌‌‌​‌​​‍ ‍‌‍​ ‌‍‍​‌‍‍‌‌‍ ​‌‍‌​‌ ​‍‌‍‌‌‌‍ ‍​‍‌‌​ ‌‌‌​​‍‌‌ ‌‍‍ ‌‍‌‌‌ ‍‌​‍‌‌​ ​ ‌​‌​​‍‌‌​ ​ ‌​‌​​‍‌‌​ ​‍​ ​‍‌‍​‌‌‍​ ‌‍‌​‌‍‌‍​ ​‌‌‍‌​​ ‍‌‌‍‌‍​ ‌‍‌‍​‍​ ‌‌​ ‌ ​ ​​​‍‌‌​ ​‍​ ​‍​‍‌‌​ ‌‌‌​‌​​‍ ‍‌ ‌​‌‍‌‌‌ ‍​‌ ‌​​‍​‍‌ ‌
Terms and Conditions​​​​‌ ‍ ​‍​‍‌‍ ‌ ​‍‌‍‍‌‌‍‌ ‌‍‍‌‌‍ ‍​‍​‍​ ‍‍​‍​‍‌ ​ ‌‍​‌‌‍ ‍‌‍‍‌‌ ‌​‌ ‍‌​‍ ‍‌‍‍‌‌‍ ​‍​‍​‍ ​​‍​‍‌‍‍​‌ ​‍‌‍‌‌‌‍‌‍​‍​‍​ ‍‍​‍​‍‌‍‍​‌ ‌​‌ ‌​‌ ​​​ ‍‍​‍ ​‍ ‌‍ ​‌‍ ‌‍​ ‌‍​‌‌‍ ​‌‍‍​‌‍ ‌ ​ ‌ ‌​​ ‍‍​ ​ ​ ​ ​ ​ ​ ​ ​‍ ‌‍‍‌‌‍ ‍‌ ‌​‌‍‌‌‌‍ ‍‌ ‌​​‍ ‌‍‌‌‌‍‌​‌‍‍‌‌ ‌​​‍ ‌‍ ‌‌‍ ‌‍‌​‌‍‌‌​ ‌‌ ​​‌ ​‍‌‍‌‌‌ ​ ‌‍‌‌‌‍ ‍‌ ‌​‌‍​‌‌ ‌​‌‍‍‌‌‍ ‌‍ ‍​ ‍ ‌‍‍‌‌‍‌​​ ‌‌‍​‌​ ‌ ​ ‌‌‌‍‌​‌‍​‍​ ​‍​ ​‍‌‍​ ​‍ ‌‌‍​ ​ ‌‌‌‍‌​​ ‌​​‍ ‌​ ‌​‌‍‌‌‌‍‌‍‌‍‌​​‍ ‌​ ‍‌‌‍‌‍‌‍​ ‌‍​ ​‍ ‌​ ‌​‌‍​‌‌‍‌‍​ ​‌​ ‌‌​ ‌‌‌‍​‌​ ​ ​ ‌ ​ ‍​​ ‍‌‌‍‌‍​ ‍ ‌ ‌​‌ ‍‌‌ ​​‌‍‌‌​ ‌‌ ​​‌ ​‍‌‍ ‌‍‌ ‌ ​‍‌‍​‌‌‍ ‌​ ‍ ‌ ​​‌‍​‌‌ ‌​‌‍‍​​ ‌‌‍​‍‌‍ ‌‍‌​‌ ‍‌​‍‌‌​ ‌‌‌​​‍‌‌ ‌‍‍ ‌‍‌‌‌ ‍‌​‍‌‌​ ​ ‌​‌​​‍‌‌​ ​ ‌​‌​​‍‌‌​ ​‍​ ​‍‌‍​ ​ ‌ ‌‍​‍​ ​‌​ ‍‌‌‍​‌​ ​‌​ ​​‌‍​‌​ ​‍‌‍​ ​ ‌‌​‍‌‌​ ​‍​ ​‍​‍‌‌​ ‌‌‌​‌​​‍ ‍‌‍​ ‌‍‍​‌‍‍‌‌‍ ​‌‍‌​‌ ​‍‌‍‌‌‌‍ ‍​‍‌‌​ ‌‌‌​​‍‌‌ ‌‍‍ ‌‍‌‌‌ ‍‌​‍‌‌​ ​ ‌​‌​​‍‌‌​ ​ ‌​‌​​‍‌‌​ ​‍​ ​‍​ ​‍​ ‌ ​ ‌​​ ‌‍​ ‌​​ ‍‌​ ​​​ ‍​‌‍‌‍​ ​‌‌‍‌‌​ ‌‌​‍‌‌​ ​‍​ ​‍​‍‌‌​ ‌‌‌​‌​​‍ ‍‌ ‌​‌‍‌‌‌ ‍​‌ ‌​​ ‌‍​‍‌‍​‌‌ ​ ‌‍‌‌‌‌‌‌‌ ​‍‌‍ ​​ ‌‌‍‍​‌ ‌​‌ ‌​‌ ​​​‍‌‌​ ​ ‌​​‌​‍‌‌​ ​‍‌​‌‍​‍‌‌​ ​‍‌​‌‍‌‍ ​‌‍ ‌‍​ ‌‍​‌‌‍ ​‌‍‍​‌‍ ‌ ​ ‌ ‌​​‍‌‌​ ​ ‌​​‌​ ​ ​ ​ ​ ​ ​ ​ ​‍‌‍‌‍‍‌‌‍‌​​ ‌‌‍​‌​ ‌ ​ ‌‌‌‍‌​‌‍​‍​ ​‍​ ​‍‌‍​ ​‍ ‌‌‍​ ​ ‌‌‌‍‌​​ ‌​​‍ ‌​ ‌​‌‍‌‌‌‍‌‍‌‍‌​​‍ ‌​ ‍‌‌‍‌‍‌‍​ ‌‍​ ​‍ ‌​ ‌​‌‍​‌‌‍‌‍​ ​‌​ ‌‌​ ‌‌‌‍​‌​ ​ ​ ‌ ​ ‍​​ ‍‌‌‍‌‍​‍‌‍‌ ‌​‌ ‍‌‌ ​​‌‍‌‌​ ‌‌ ​​‌ ​‍‌‍ ‌‍‌ ‌ ​‍‌‍​‌‌‍ ‌​‍‌‍‌ ​​‌‍​‌‌ ‌​‌‍‍​​ ‌‌‍​‍‌‍ ‌‍‌​‌ ‍‌​‍‌‌​ ‌‌‌​​‍‌‌ ‌‍‍ ‌‍‌‌‌ ‍‌​‍‌‌​ ​ ‌​‌​​‍‌‌​ ​ ‌​‌​​‍‌‌​ ​‍​ ​‍‌‍​ ​ ‌ ‌‍​‍​ ​‌​ ‍‌‌‍​‌​ ​‌​ ​​‌‍​‌​ ​‍‌‍​ ​ ‌‌​‍‌‌​ ​‍​ ​‍​‍‌‌​ ‌‌‌​‌​​‍ ‍‌‍​ ‌‍‍​‌‍‍‌‌‍ ​‌‍‌​‌ ​‍‌‍‌‌‌‍ ‍​‍‌‌​ ‌‌‌​​‍‌‌ ‌‍‍ ‌‍‌‌‌ ‍‌​‍‌‌​ ​ ‌​‌​​‍‌‌​ ​ ‌​‌​​‍‌‌​ ​‍​ ​‍​ ​‍​ ‌ ​ ‌​​ ‌‍​ ‌​​ ‍‌​ ​​​ ‍​‌‍‌‍​ ​‌‌‍‌‌​ ‌‌​‍‌‌​ ​‍​ ​‍​‍‌‌​ ‌‌‌​‌​​‍ ‍‌ ‌​‌‍‌‌‌ ‍​‌ ‌​​‍​‍‌ ‌
Parents of young program members are solely responsible for their safety and behavior during events
or entrust other entitlements to them. In case of emergency, parents need to contact the event
organizer promptly.​​​​‌ ‍ ​‍​‍‌‍ ‌ ​‍‌‍‍‌‌‍‌ ‌‍‍‌‌‍ ‍​‍​‍​ ‍‍​‍​‍‌ ​ ‌‍​‌‌‍ ‍‌‍‍‌‌ ‌​‌ ‍‌​‍ ‍‌‍‍‌‌‍ ​‍​‍​‍ ​​‍​‍‌‍‍​‌ ​‍‌‍‌‌‌‍‌‍​‍​‍​ ‍‍​‍​‍‌‍‍​‌ ‌​‌ ‌​‌ ​​​ ‍‍​‍ ​‍ ‌‍ ​‌‍ ‌‍​ ‌‍​‌‌‍ ​‌‍‍​‌‍ ‌ ​ ‌ ‌​​ ‍‍​ ​ ​ ​ ​ ​ ​ ​ ​‍ ‌‍‍‌‌‍ ‍‌ ‌​‌‍‌‌‌‍ ‍‌ ‌​​‍ ‌‍‌‌‌‍‌​‌‍‍‌‌ ‌​​‍ ‌‍ ‌‌‍ ‌‍‌​‌‍‌‌​ ‌‌ ​​‌ ​‍‌‍‌‌‌ ​ ‌‍‌‌‌‍ ‍‌ ‌​‌‍​‌‌ ‌​‌‍‍‌‌‍ ‌‍ ‍​ ‍ ‌‍‍‌‌‍‌​​ ‌‌‍​‌​ ‌ ​ ‌‌‌‍‌​‌‍​‍​ ​‍​ ​‍‌‍​ ​‍ ‌‌‍​ ​ ‌‌‌‍‌​​ ‌​​‍ ‌​ ‌​‌‍‌‌‌‍‌‍‌‍‌​​‍ ‌​ ‍‌‌‍‌‍‌‍​ ‌‍​ ​‍ ‌​ ‌​‌‍​‌‌‍‌‍​ ​‌​ ‌‌​ ‌‌‌‍​‌​ ​ ​ ‌ ​ ‍​​ ‍‌‌‍‌‍​ ‍ ‌ ‌​‌ ‍‌‌ ​​‌‍‌‌​ ‌‌ ​​‌ ​‍‌‍ ‌‍‌ ‌ ​‍‌‍​‌‌‍ ‌​ ‍ ‌ ​​‌‍​‌‌ ‌​‌‍‍​​ ‌‌‍​‍‌‍ ‌‍‌​‌ ‍‌​‍‌‌​ ‌‌‌​​‍‌‌ ‌‍‍ ‌‍‌‌‌ ‍‌​‍‌‌​ ​ ‌​‌​​‍‌‌​ ​ ‌​‌​​‍‌‌​ ​‍​ ​‍​ ​​​ ​‌​ ‌‍​ ‌‍‌‍​‍​ ​ ‌‍​‍‌‍​‌‌‍‌‌​ ‌ ​ ‍​​ ​‍​‍‌‌​ ​‍​ ​‍​‍‌‌​ ‌‌‌​‌​​‍ ‍‌‍​ ‌‍‍​‌‍‍‌‌‍ ​‌‍‌​‌ ​‍‌‍‌‌‌‍ ‍​‍‌‌​ ‌‌‌​​‍‌‌ ‌‍‍ ‌‍‌‌‌ ‍‌​‍‌‌​ ​ ‌​‌​​‍‌‌​ ​ ‌​‌​​‍‌‌​ ​‍​ ​‍​ ‌‌​ ​ ​ ​‍​ ‍​‌‍‌​‌‍‌‍​ ‍‌​ ‌‍​ ‌ ‌‍​ ​ ​‍​ ​ ​ ​​​‍‌‌​ ​‍​ ​‍​‍‌‌​ ‌‌‌​‌​​‍ ‍‌ ‌​‌‍‌‌‌ ‍​‌ ‌​​ ‌‍​‍‌‍​‌‌ ​ ‌‍‌‌‌‌‌‌‌ ​‍‌‍ ​​ ‌‌‍‍​‌ ‌​‌ ‌​‌ ​​​‍‌‌​ ​ ‌​​‌​‍‌‌​ ​‍‌​‌‍​‍‌‌​ ​‍‌​‌‍‌‍ ​‌‍ ‌‍​ ‌‍​‌‌‍ ​‌‍‍​‌‍ ‌ ​ ‌ ‌​​‍‌‌​ ​ ‌​​‌​ ​ ​ ​ ​ ​ ​ ​ ​‍‌‍‌‍‍‌‌‍‌​​ ‌‌‍​‌​ ‌ ​ ‌‌‌‍‌​‌‍​‍​ ​‍​ ​‍‌‍​ ​‍ ‌‌‍​ ​ ‌‌‌‍‌​​ ‌​​‍ ‌​ ‌​‌‍‌‌‌‍‌‍‌‍‌​​‍ ‌​ ‍‌‌‍‌‍‌‍​ ‌‍​ ​‍ ‌​ ‌​‌‍​‌‌‍‌‍​ ​‌​ ‌‌​ ‌‌‌‍​‌​ ​ ​ ‌ ​ ‍​​ ‍‌‌‍‌‍​‍‌‍‌ ‌​‌ ‍‌‌ ​​‌‍‌‌​ ‌‌ ​​‌ ​‍‌‍ ‌‍‌ ‌ ​‍‌‍​‌‌‍ ‌​‍‌‍‌ ​​‌‍​‌‌ ‌​‌‍‍​​ ‌‌‍​‍‌‍ ‌‍‌​‌ ‍‌​‍‌‌​ ‌‌‌​​‍‌‌ ‌‍‍ ‌‍‌‌‌ ‍‌​‍‌‌​ ​ ‌​‌​​‍‌‌​ ​ ‌​‌​​‍‌‌​ ​‍​ ​‍​ ​​​ ​‌​ ‌‍​ ‌‍‌‍​‍​ ​ ‌‍​‍‌‍​‌‌‍‌‌​ ‌ ​ ‍​​ ​‍​‍‌‌​ ​‍​ ​‍​‍‌‌​ ‌‌‌​‌​​‍ ‍‌‍​ ‌‍‍​‌‍‍‌‌‍ ​‌‍‌​‌ ​‍‌‍‌‌‌‍ ‍​‍‌‌​ ‌‌‌​​‍‌‌ ‌‍‍ ‌‍‌‌‌ ‍‌​‍‌‌​ ​ ‌​‌​​‍‌‌​ ​ ‌​‌​​‍‌‌​ ​‍​ ​‍​ ‌‌​ ​ ​ ​‍​ ‍​‌‍‌​‌‍‌‍​ ‍‌​ ‌‍​ ‌ ‌‍​ ​ ​‍​ ​ ​ ​​​‍‌‌​ ​‍​ ​‍​‍‌‌​ ‌‌‌​‌​​‍ ‍‌ ‌​‌‍‌‌‌ ‍​‌ ‌​​‍​‍‌ ‌
Sign Up​​​​‌ ‍ ​‍​‍‌‍ ‌ ​‍‌‍‍‌‌‍‌ ‌‍‍‌‌‍ ‍​‍​‍​ ‍‍​‍​‍‌ ​ ‌‍​‌‌‍ ‍‌‍‍‌‌ ‌​‌ ‍‌​‍ ‍‌‍‍‌‌‍ ​‍​‍​‍ ​​‍​‍‌‍‍​‌ ​‍‌‍‌‌‌‍‌‍​‍​‍​ ‍‍​‍​‍‌‍‍​‌ ‌​‌ ‌​‌ ​​​ ‍‍​‍ ​‍ ‌‍ ​‌‍ ‌‍​ ‌‍​‌‌‍ ​‌‍‍​‌‍ ‌ ​ ‌ ‌​​ ‍‍​ ​ ​ ​ ​ ​ ​ ​ ​‍ ‌‍‍‌‌‍ ‍‌ ‌​‌‍‌‌‌‍ ‍‌ ‌​​‍ ‌‍‌‌‌‍‌​‌‍‍‌‌ ‌​​‍ ‌‍ ‌‌‍ ‌‍‌​‌‍‌‌​ ‌‌ ​​‌ ​‍‌‍‌‌‌ ​ ‌‍‌‌‌‍ ‍‌ ‌​‌‍​‌‌ ‌​‌‍‍‌‌‍ ‌‍ ‍​ ‍ ‌‍‍‌‌‍‌​​ ‌‌‍​‌​ ‌ ​ ‌‌‌‍‌​‌‍​‍​ ​‍​ ​‍‌‍​ ​‍ ‌‌‍​ ​ ‌‌‌‍‌​​ ‌​​‍ ‌​ ‌​‌‍‌‌‌‍‌‍‌‍‌​​‍ ‌​ ‍‌‌‍‌‍‌‍​ ‌‍​ ​‍ ‌​ ‌​‌‍​‌‌‍‌‍​ ​‌​ ‌‌​ ‌‌‌‍​‌​ ​ ​ ‌ ​ ‍​​ ‍‌‌‍‌‍​ ‍ ‌ ‌​‌ ‍‌‌ ​​‌‍‌‌​ ‌‌ ​​‌ ​‍‌‍ ‌‍‌ ‌ ​‍‌‍​‌‌‍ ‌​ ‍ ‌ ​​‌‍​‌‌ ‌​‌‍‍​​ ‌‌‍​‍‌‍ ‌‍‌​‌ ‍‌​‍‌‌​ ‌‌‌​​‍‌‌ ‌‍‍ ‌‍‌‌‌ ‍‌​‍‌‌​ ​ ‌​‌​​‍‌‌​ ​ ‌​‌​​‍‌‌​ ​‍​ ​‍​ ​‍​ ​‍​ ‌‍​ ​​​ ​ ‌‍​‍​ ‌‍​ ​ ‌‍‌‌​ ‍‌‌‍‌‍​ ​‍​‍‌‌​ ​‍​ ​‍​‍‌‌​ ‌‌‌​‌​​‍ ‍‌‍​ ‌‍‍​‌‍‍‌‌‍ ​‌‍‌​‌ ​‍‌‍‌‌‌‍ ‍​‍‌‌​ ‌‌‌​​‍‌‌ ‌‍‍ ‌‍‌‌‌ ‍‌​‍‌‌​ ​ ‌​‌​​‍‌‌​ ​ ‌​‌​​‍‌‌​ ​‍​ ​‍​ ‌​​ ‍​‌‍​‌​ ​‍‌‍‌‌‌‍‌‌​ ​ ‌‍​ ​ ‌​‌‍​ ‌‍​ ​ ‌‌​‍‌‌​ ​‍​ ​‍​‍‌‌​ ‌‌‌​‌​​‍ ‍‌ ‌​‌‍‌‌‌ ‍​‌ ‌​​ ‌‍​‍‌‍​‌‌ ​ ‌‍‌‌‌‌‌‌‌ ​‍‌‍ ​​ ‌‌‍‍​‌ ‌​‌ ‌​‌ ​​​‍‌‌​ ​ ‌​​‌​‍‌‌​ ​‍‌​‌‍​‍‌‌​ ​‍‌​‌‍‌‍ ​‌‍ ‌‍​ ‌‍​‌‌‍ ​‌‍‍​‌‍ ‌ ​ ‌ ‌​​‍‌‌​ ​ ‌​​‌​ ​ ​ ​ ​ ​ ​ ​ ​‍‌‍‌‍‍‌‌‍‌​​ ‌‌‍​‌​ ‌ ​ ‌‌‌‍‌​‌‍​‍​ ​‍​ ​‍‌‍​ ​‍ ‌‌‍​ ​ ‌‌‌‍‌​​ ‌​​‍ ‌​ ‌​‌‍‌‌‌‍‌‍‌‍‌​​‍ ‌​ ‍‌‌‍‌‍‌‍​ ‌‍​ ​‍ ‌​ ‌​‌‍​‌‌‍‌‍​ ​‌​ ‌‌​ ‌‌‌‍​‌​ ​ ​ ‌ ​ ‍​​ ‍‌‌‍‌‍​‍‌‍‌ ‌​‌ ‍‌‌ ​​‌‍‌‌​ ‌‌ ​​‌ ​‍‌‍ ‌‍‌ ‌ ​‍‌‍​‌‌‍ ‌​‍‌‍‌ ​​‌‍​‌‌ ‌​‌‍‍​​ ‌‌‍​‍‌‍ ‌‍‌​‌ ‍‌​‍‌‌​ ‌‌‌​​‍‌‌ ‌‍‍ ‌‍‌‌‌ ‍‌​‍‌‌​ ​ ‌​‌​​‍‌‌​ ​ ‌​‌​​‍‌‌​ ​‍​ ​‍​ ​‍​ ​‍​ ‌‍​ ​​​ ​ ‌‍​‍​ ‌‍​ ​ ‌‍‌‌​ ‍‌‌‍‌‍​ ​‍​‍‌‌​ ​‍​ ​‍​‍‌‌​ ‌‌‌​‌​​‍ ‍‌‍​ ‌‍‍​‌‍‍‌‌‍ ​‌‍‌​‌ ​‍‌‍‌‌‌‍ ‍​‍‌‌​ ‌‌‌​​‍‌‌ ‌‍‍ ‌‍‌‌‌ ‍‌​‍‌‌​ ​ ‌​‌​​‍‌‌​ ​ ‌​‌​​‍‌‌​ ​‍​ ​‍​ ‌​​ ‍​‌‍​‌​ ​‍‌‍‌‌‌‍‌‌​ ​ ‌‍​ ​ ‌​‌‍​ ‌‍​ ​ ‌‌​‍‌‌​ ​‍​ ​‍​‍‌‌​ ‌‌‌​‌​​‍ ‍‌ ‌​‌‍‌‌‌ ‍​‌ ‌​​‍​‍‌ ‌
If you are interested in joining us, please sign up here:
https://docs.google.com/forms/d/1jLUlh6ah7IcZHcvwGWaOs-gb39aMHDpUCN82vQmlKAo
Or, contact us at ​​​​‌ ‍ ​‍​‍‌‍ ‌ ​‍‌‍‍‌‌‍‌ ‌‍‍‌‌‍ ‍​‍​‍​ ‍‍​‍​‍‌ ​ ‌‍​‌‌‍ ‍‌‍‍‌‌ ‌​‌ ‍‌​‍ ‍‌‍‍‌‌‍ ​‍​‍​‍ ​​‍​‍‌‍‍​‌ ​‍‌‍‌‌‌‍‌‍​‍​‍​ ‍‍​‍​‍‌‍‍​‌ ‌​‌ ‌​‌ ​​​ ‍‍​‍ ​‍ ‌‍ ​‌‍ ‌‍​ ‌‍​‌‌‍ ​‌‍‍​‌‍ ‌ ​ ‌ ‌​​ ‍‍​ ​ ​ ​ ​ ​ ​ ​ ​‍ ‌‍‍‌‌‍ ‍‌ ‌​‌‍‌‌‌‍ ‍‌ ‌​​‍ ‌‍‌‌‌‍‌​‌‍‍‌‌ ‌​​‍ ‌‍ ‌‌‍ ‌‍‌​‌‍‌‌​ ‌‌ ​​‌ ​‍‌‍‌‌‌ ​ ‌‍‌‌‌‍ ‍‌ ‌​‌‍​‌‌ ‌​‌‍‍‌‌‍ ‌‍ ‍​ ‍ ‌‍‍‌‌‍‌​​ ‌‌‍​‌​ ‌ ​ ‌‌‌‍‌​‌‍​‍​ ​‍​ ​‍‌‍​ ​‍ ‌‌‍​ ​ ‌‌‌‍‌​​ ‌​​‍ ‌​ ‌​‌‍‌‌‌‍‌‍‌‍‌​​‍ ‌​ ‍‌‌‍‌‍‌‍​ ‌‍​ ​‍ ‌​ ‌​‌‍​‌‌‍‌‍​ ​‌​ ‌‌​ ‌‌‌‍​‌​ ​ ​ ‌ ​ ‍​​ ‍‌‌‍‌‍​ ‍ ‌ ‌​‌ ‍‌‌ ​​‌‍‌‌​ ‌‌ ​​‌ ​‍‌‍ ‌‍‌ ‌ ​‍‌‍​‌‌‍ ‌​ ‍ ‌ ​​‌‍​‌‌ ‌​‌‍‍​​ ‌‌‍​‍‌‍ ‌‍‌​‌ ‍‌​‍‌‌​ ‌‌‌​​‍‌‌ ‌‍‍ ‌‍‌‌‌ ‍‌​‍‌‌​ ​ ‌​‌​​‍‌‌​ ​ ‌​‌​​‍‌‌​ ​‍​ ​‍​ ​‌‌‍​ ‌‍​ ‌‍​‍​ ‌​​ ​‍​ ​ ​ ‌ ‌‍‌​​ ‌ ​ ​‌​ ​​​‍‌‌​ ​‍​ ​‍​‍‌‌​ ‌‌‌​‌​​‍ ‍‌‍​ ‌‍‍​‌‍‍‌‌‍ ​‌‍‌​‌ ​‍‌‍‌‌‌‍ ‍​‍‌‌​ ‌‌‌​​‍‌‌ ‌‍‍ ‌‍‌‌‌ ‍‌​‍‌‌​ ​ ‌​‌​​‍‌‌​ ​ ‌​‌​​‍‌‌​ ​‍​ ​‍​ ​​​ ‍​‌‍‌​​ ‍‌​ ​​‌‍‌​​ ‍​‌‍​‍​ ​ ‌‍‌‍​ ‌​‌‍‌‍​‍‌‌​ ​‍​ ​‍​‍‌‌​ ‌‌‌​‌​​‍ ‍‌ ‌​‌‍‌‌‌ ‍​‌ ‌​​ ‌‍​‍‌‍​‌‌ ​ ‌‍‌‌‌‌‌‌‌ ​‍‌‍ ​​ ‌‌‍‍​‌ ‌​‌ ‌​‌ ​​​‍‌‌​ ​ ‌​​‌​‍‌‌​ ​‍‌​‌‍​‍‌‌​ ​‍‌​‌‍‌‍ ​‌‍ ‌‍​ ‌‍​‌‌‍ ​‌‍‍​‌‍ ‌ ​ ‌ ‌​​‍‌‌​ ​ ‌​​‌​ ​ ​ ​ ​ ​ ​ ​ ​‍‌‍‌‍‍‌‌‍‌​​ ‌‌‍​‌​ ‌ ​ ‌‌‌‍‌​‌‍​‍​ ​‍​ ​‍‌‍​ ​‍ ‌‌‍​ ​ ‌‌‌‍‌​​ ‌​​‍ ‌​ ‌​‌‍‌‌‌‍‌‍‌‍‌​​‍ ‌​ ‍‌‌‍‌‍‌‍​ ‌‍​ ​‍ ‌​ ‌​‌‍​‌‌‍‌‍​ ​‌​ ‌‌​ ‌‌‌‍​‌​ ​ ​ ‌ ​ ‍​​ ‍‌‌‍‌‍​‍‌‍‌ ‌​‌ ‍‌‌ ​​‌‍‌‌​ ‌‌ ​​‌ ​‍‌‍ ‌‍‌ ‌ ​‍‌‍​‌‌‍ ‌​‍‌‍‌ ​​‌‍​‌‌ ‌​‌‍‍​​ ‌‌‍​‍‌‍ ‌‍‌​‌ ‍‌​‍‌‌​ ‌‌‌​​‍‌‌ ‌‍‍ ‌‍‌‌‌ ‍‌​‍‌‌​ ​ ‌​‌​​‍‌‌​ ​ ‌​‌​​‍‌‌​ ​‍​ ​‍​ ​‌‌‍​ ‌‍​ ‌‍​‍​ ‌​​ ​‍​ ​ ​ ‌ ‌‍‌​​ ‌ ​ ​‌​ ​​​‍‌‌​ ​‍​ ​‍​‍‌‌​ ‌‌‌​‌​​‍ ‍‌‍​ ‌‍‍​‌‍‍‌‌‍ ​‌‍‌​‌ ​‍‌‍‌‌‌‍ ‍​‍‌‌​ ‌‌‌​​‍‌‌ ‌‍‍ ‌‍‌‌‌ ‍‌​‍‌‌​ ​ ‌​‌​​‍‌‌​ ​ ‌​‌​​‍‌‌​ ​‍​ ​‍​ ​​​ ‍​‌‍‌​​ ‍‌​ ​​‌‍‌​​ ‍​‌‍​‍​ ​ ‌‍‌‍​ ‌​‌‍‌‍​‍‌‌​ ​‍​ ​‍​‍‌‌​ ‌‌‌​‌​​‍ ‍‌ ‌​‌‍‌‌‌ ‍​‌ ‌​​‍​‍‌ ‌ performingforseniors@littlemastersclub.org​​​​‌ ‍ ​‍​‍‌‍ ‌ ​‍‌‍‍‌‌‍‌ ‌‍‍‌‌‍ ‍​‍​‍​ ‍‍​‍​‍‌ ​ ‌‍​‌‌‍ ‍‌‍‍‌‌ ‌​‌ ‍‌​‍ ‍‌‍‍‌‌‍ ​‍​‍​‍ ​​‍​‍‌‍‍​‌ ​‍‌‍‌‌‌‍‌‍​‍​‍​ ‍‍​‍​‍‌‍‍​‌ ‌​‌ ‌​‌ ​​​ ‍‍​‍ ​‍ ‌‍ ​‌‍ ‌‍​ ‌‍​‌‌‍ ​‌‍‍​‌‍ ‌ ​ ‌ ‌​​ ‍‍​ ​ ​ ​ ​ ​ ​ ​ ​‍ ‌‍‍‌‌‍ ‍‌ ‌​‌‍‌‌‌‍ ‍‌ ‌​​‍ ‌‍‌‌‌‍‌​‌‍‍‌‌ ‌​​‍ ‌‍ ‌‌‍ ‌‍‌​‌‍‌‌​ ‌‌ ​​‌ ​‍‌‍‌‌‌ ​ ‌‍‌‌‌‍ ‍‌ ‌​‌‍​‌‌ ‌​‌‍‍‌‌‍ ‌‍ ‍​ ‍ ‌‍‍‌‌‍‌​​ ‌‌‍​‌​ ‌ ​ ‌‌‌‍‌​‌‍​‍​ ​‍​ ​‍‌‍​ ​‍ ‌‌‍​ ​ ‌‌‌‍‌​​ ‌​​‍ ‌​ ‌​‌‍‌‌‌‍‌‍‌‍‌​​‍ ‌​ ‍‌‌‍‌‍‌‍​ ‌‍​ ​‍ ‌​ ‌​‌‍​‌‌‍‌‍​ ​‌​ ‌‌​ ‌‌‌‍​‌​ ​ ​ ‌ ​ ‍​​ ‍‌‌‍‌‍​ ‍ ‌ ‌​‌ ‍‌‌ ​​‌‍‌‌​ ‌‌ ​​‌ ​‍‌‍ ‌‍‌ ‌ ​‍‌‍​‌‌‍ ‌​ ‍ ‌ ​​‌‍​‌‌ ‌​‌‍‍​​ ‌‌‍​‍‌‍ ‌‍‌​‌ ‍‌​‍‌‌​ ‌‌‌​​‍‌‌ ‌‍‍ ‌‍‌‌‌ ‍‌​‍‌‌​ ​ ‌​‌​​‍‌‌​ ​ ‌​‌​​‍‌‌​ ​‍​ ​‍​ ​‌‌‍​ ‌‍​ ‌‍​‍​ ‌​​ ​‍​ ​ ​ ‌ ‌‍‌​​ ‌ ​ ​‌​ ​​​‍‌‌​ ​‍​ ​‍​‍‌‌​ ‌‌‌​‌​​‍ ‍‌‍​ ‌‍‍​‌‍‍‌‌‍ ​‌‍‌​‌ ​‍‌‍‌‌‌‍ ‍​‍‌‌​ ‌‌‌​​‍‌‌ ‌‍‍ ‌‍‌‌‌ ‍‌​‍‌‌​ ​ ‌​‌​​‍‌‌​ ​ ‌​‌​​‍‌‌​ ​‍​ ​‍​ ‍​‌‍​‍​ ​‍​ ‌​‌‍‌‍​ ​​​ ‌‌‌‍‌‌​ ​​​ ‌‌​ ‌‌​ ‌‍​‍‌‌​ ​‍​ ​‍​‍‌‌​ ‌‌‌​‌​​‍ ‍‌ ‌​‌‍‌‌‌ ‍​‌ ‌​​ ‌‍​‍‌‍​‌‌ ​ ‌‍‌‌‌‌‌‌‌ ​‍‌‍ ​​ ‌‌‍‍​‌ ‌​‌ ‌​‌ ​​​‍‌‌​ ​ ‌​​‌​‍‌‌​ ​‍‌​‌‍​‍‌‌​ ​‍‌​‌‍‌‍ ​‌‍ ‌‍​ ‌‍​‌‌‍ ​‌‍‍​‌‍ ‌ ​ ‌ ‌​​‍‌‌​ ​ ‌​​‌​ ​ ​ ​ ​ ​ ​ ​ ​‍‌‍‌‍‍‌‌‍‌​​ ‌‌‍​‌​ ‌ ​ ‌‌‌‍‌​‌‍​‍​ ​‍​ ​‍‌‍​ ​‍ ‌‌‍​ ​ ‌‌‌‍‌​​ ‌​​‍ ‌​ ‌​‌‍‌‌‌‍‌‍‌‍‌​​‍ ‌​ ‍‌‌‍‌‍‌‍​ ‌‍​ ​‍ ‌​ ‌​‌‍​‌‌‍‌‍​ ​‌​ ‌‌​ ‌‌‌‍​‌​ ​ ​ ‌ ​ ‍​​ ‍‌‌‍‌‍​‍‌‍‌ ‌​‌ ‍‌‌ ​​‌‍‌‌​ ‌‌ ​​‌ ​‍‌‍ ‌‍‌ ‌ ​‍‌‍​‌‌‍ ‌​‍‌‍‌ ​​‌‍​‌‌ ‌​‌‍‍​​ ‌‌‍​‍‌‍ ‌‍‌​‌ ‍‌​‍‌‌​ ‌‌‌​​‍‌‌ ‌‍‍ ‌‍‌‌‌ ‍‌​‍‌‌​ ​ ‌​‌​​‍‌‌​ ​ ‌​‌​​‍‌‌​ ​‍​ ​‍​ ​‌‌‍​ ‌‍​ ‌‍​‍​ ‌​​ ​‍​ ​ ​ ‌ ‌‍‌​​ ‌ ​ ​‌​ ​​​‍‌‌​ ​‍​ ​‍​‍‌‌​ ‌‌‌​‌​​‍ ‍‌‍​ ‌‍‍​‌‍‍‌‌‍ ​‌‍‌​‌ ​‍‌‍‌‌‌‍ ‍​‍‌‌​ ‌‌‌​​‍‌‌ ‌‍‍ ‌‍‌‌‌ ‍‌​‍‌‌​ ​ ‌​‌​​‍‌‌​ ​ ‌​‌​​‍‌‌​ ​‍​ ​‍​ ‍​‌‍​‍​ ​‍​ ‌​‌‍‌‍​ ​​​ ‌‌‌‍‌‌​ ​​​ ‌‌​ ‌‌​ ‌‍​‍‌‌​ ​‍​ ​‍​‍‌‌​ ‌‌‌​‌​​‍ ‍‌ ‌​‌‍‌‌‌ ‍​‌ ‌​​‍​‍‌ ‌.​​​​‌ ‍ ​‍​‍‌‍ ‌ ​‍‌‍‍‌‌‍‌ ‌‍‍‌‌‍ ‍​‍​‍​ ‍‍​‍​‍‌ ​ ‌‍​‌‌‍ ‍‌‍‍‌‌ ‌​‌ ‍‌​‍ ‍‌‍‍‌‌‍ ​‍​‍​‍ ​​‍​‍‌‍‍​‌ ​‍‌‍‌‌‌‍‌‍​‍​‍​ ‍‍​‍​‍‌‍‍​‌ ‌​‌ ‌​‌ ​​​ ‍‍​‍ ​‍ ‌‍ ​‌‍ ‌‍​ ‌‍​‌‌‍ ​‌‍‍​‌‍ ‌ ​ ‌ ‌​​ ‍‍​ ​ ​ ​ ​ ​ ​ ​ ​‍ ‌‍‍‌‌‍ ‍‌ ‌​‌‍‌‌‌‍ ‍‌ ‌​​‍ ‌‍‌‌‌‍‌​‌‍‍‌‌ ‌​​‍ ‌‍ ‌‌‍ ‌‍‌​‌‍‌‌​ ‌‌ ​​‌ ​‍‌‍‌‌‌ ​ ‌‍‌‌‌‍ ‍‌ ‌​‌‍​‌‌ ‌​‌‍‍‌‌‍ ‌‍ ‍​ ‍ ‌‍‍‌‌‍‌​​ ‌‌‍​‌​ ‌ ​ ‌‌‌‍‌​‌‍​‍​ ​‍​ ​‍‌‍​ ​‍ ‌‌‍​ ​ ‌‌‌‍‌​​ ‌​​‍ ‌​ ‌​‌‍‌‌‌‍‌‍‌‍‌​​‍ ‌​ ‍‌‌‍‌‍‌‍​ ‌‍​ ​‍ ‌​ ‌​‌‍​‌‌‍‌‍​ ​‌​ ‌‌​ ‌‌‌‍​‌​ ​ ​ ‌ ​ ‍​​ ‍‌‌‍‌‍​ ‍ ‌ ‌​‌ ‍‌‌ ​​‌‍‌‌​ ‌‌ ​​‌ ​‍‌‍ ‌‍‌ ‌ ​‍‌‍​‌‌‍ ‌​ ‍ ‌ ​​‌‍​‌‌ ‌​‌‍‍​​ ‌‌‍​‍‌‍ ‌‍‌​‌ ‍‌​‍‌‌​ ‌‌‌​​‍‌‌ ‌‍‍ ‌‍‌‌‌ ‍‌​‍‌‌​ ​ ‌​‌​​‍‌‌​ ​ ‌​‌​​‍‌‌​ ​‍​ ​‍​ ​‌‌‍​ ‌‍​ ‌‍​‍​ ‌​​ ​‍​ ​ ​ ‌ ‌‍‌​​ ‌ ​ ​‌​ ​​​‍‌‌​ ​‍​ ​‍​‍‌‌​ ‌‌‌​‌​​‍ ‍‌‍​ ‌‍‍​‌‍‍‌‌‍ ​‌‍‌​‌ ​‍‌‍‌‌‌‍ ‍​‍‌‌​ ‌‌‌​​‍‌‌ ‌‍‍ ‌‍‌‌‌ ‍‌​‍‌‌​ ​ ‌​‌​​‍‌‌​ ​ ‌​‌​​‍‌‌​ ​‍​ ​‍‌‍​ ​ ​​​ ​ ​ ‌​​ ‌‍‌‍‌‍​ ‌‌​ ‍​​ ‍​‌‍​‌‌‍‌​‌‍​ ​‍‌‌​ ​‍​ ​‍​‍‌‌​ ‌‌‌​‌​​‍ ‍‌ ‌​‌‍‌‌‌ ‍​‌ ‌​​ ‌‍​‍‌‍​‌‌ ​ ‌‍‌‌‌‌‌‌‌ ​‍‌‍ ​​ ‌‌‍‍​‌ ‌​‌ ‌​‌ ​​​‍‌‌​ ​ ‌​​‌​‍‌‌​ ​‍‌​‌‍​‍‌‌​ ​‍‌​‌‍‌‍ ​‌‍ ‌‍​ ‌‍​‌‌‍ ​‌‍‍​‌‍ ‌ ​ ‌ ‌​​‍‌‌​ ​ ‌​​‌​ ​ ​ ​ ​ ​ ​ ​ ​‍‌‍‌‍‍‌‌‍‌​​ ‌‌‍​‌​ ‌ ​ ‌‌‌‍‌​‌‍​‍​ ​‍​ ​‍‌‍​ ​‍ ‌‌‍​ ​ ‌‌‌‍‌​​ ‌​​‍ ‌​ ‌​‌‍‌‌‌‍‌‍‌‍‌​​‍ ‌​ ‍‌‌‍‌‍‌‍​ ‌‍​ ​‍ ‌​ ‌​‌‍​‌‌‍‌‍​ ​‌​ ‌‌​ ‌‌‌‍​‌​ ​ ​ ‌ ​ ‍​​ ‍‌‌‍‌‍​‍‌‍‌ ‌​‌ ‍‌‌ ​​‌‍‌‌​ ‌‌ ​​‌ ​‍‌‍ ‌‍‌ ‌ ​‍‌‍​‌‌‍ ‌​‍‌‍‌ ​​‌‍​‌‌ ‌​‌‍‍​​ ‌‌‍​‍‌‍ ‌‍‌​‌ ‍‌​‍‌‌​ ‌‌‌​​‍‌‌ ‌‍‍ ‌‍‌‌‌ ‍‌​‍‌‌​ ​ ‌​‌​​‍‌‌​ ​ ‌​‌​​‍‌‌​ ​‍​ ​‍​ ​‌‌‍​ ‌‍​ ‌‍​‍​ ‌​​ ​‍​ ​ ​ ‌ ‌‍‌​​ ‌ ​ ​‌​ ​​​‍‌‌​ ​‍​ ​‍​‍‌‌​ ‌‌‌​‌​​‍ ‍‌‍​ ‌‍‍​‌‍‍‌‌‍ ​‌‍‌​‌ ​‍‌‍‌‌‌‍ ‍​‍‌‌​ ‌‌‌​​‍‌‌ ‌‍‍ ‌‍‌‌‌ ‍‌​‍‌‌​ ​ ‌​‌​​‍‌‌​ ​ ‌​‌​​‍‌‌​ ​‍​ ​‍‌‍​ ​ ​​​ ​ ​ ‌​​ ‌‍‌‍‌‍​ ‌‌​ ‍​​ ‍​‌‍​‌‌‍‌​‌‍​ ​‍‌‌​ ​‍​ ​‍​‍‌‌​ ‌‌‌​‌​​‍ ‍‌ ‌​‌‍‌‌‌ ‍​‌ ‌​​‍​‍‌ ‌
Support​​​​‌ ‍ ​‍​‍‌‍ ‌ ​‍‌‍‍‌‌‍‌ ‌‍‍‌‌‍ ‍​‍​‍​ ‍‍​‍​‍‌ ​ ‌‍​‌‌‍ ‍‌‍‍‌‌ ‌​‌ ‍‌​‍ ‍‌‍‍‌‌‍ ​‍​‍​‍ ​​‍​‍‌‍‍​‌ ​‍‌‍‌‌‌‍‌‍​‍​‍​ ‍‍​‍​‍‌‍‍​‌ ‌​‌ ‌​‌ ​​​ ‍‍​‍ ​‍ ‌‍ ​‌‍ ‌‍​ ‌‍​‌‌‍ ​‌‍‍​‌‍ ‌ ​ ‌ ‌​​ ‍‍​ ​ ​ ​ ​ ​ ​ ​ ​‍ ‌‍‍‌‌‍ ‍‌ ‌​‌‍‌‌‌‍ ‍‌ ‌​​‍ ‌‍‌‌‌‍‌​‌‍‍‌‌ ‌​​‍ ‌‍ ‌‌‍ ‌‍‌​‌‍‌‌​ ‌‌ ​​‌ ​‍‌‍‌‌‌ ​ ‌‍‌‌‌‍ ‍‌ ‌​‌‍​‌‌ ‌​‌‍‍‌‌‍ ‌‍ ‍​ ‍ ‌‍‍‌‌‍‌​​ ‌‌‍​‌​ ‌ ​ ‌‌‌‍‌​‌‍​‍​ ​‍​ ​‍‌‍​ ​‍ ‌‌‍​ ​ ‌‌‌‍‌​​ ‌​​‍ ‌​ ‌​‌‍‌‌‌‍‌‍‌‍‌​​‍ ‌​ ‍‌‌‍‌‍‌‍​ ‌‍​ ​‍ ‌​ ‌​‌‍​‌‌‍‌‍​ ​‌​ ‌‌​ ‌‌‌‍​‌​ ​ ​ ‌ ​ ‍​​ ‍‌‌‍‌‍​ ‍ ‌ ‌​‌ ‍‌‌ ​​‌‍‌‌​ ‌‌ ​​‌ ​‍‌‍ ‌‍‌ ‌ ​‍‌‍​‌‌‍ ‌​ ‍ ‌ ​​‌‍​‌‌ ‌​‌‍‍​​ ‌‌‍​‍‌‍ ‌‍‌​‌ ‍‌​‍‌‌​ ‌‌‌​​‍‌‌ ‌‍‍ ‌‍‌‌‌ ‍‌​‍‌‌​ ​ ‌​‌​​‍‌‌​ ​ ‌​‌​​‍‌‌​ ​‍​ ​‍​ ​‌‌‍‌​​ ‌‌​ ​ ​ ‍‌​ ​​​ ‌‌‌‍​ ​ ‌ ‌‍‌​​ ​‌​ ​‌​‍‌‌​ ​‍​ ​‍​‍‌‌​ ‌‌‌​‌​​‍ ‍‌‍​ ‌‍‍​‌‍‍‌‌‍ ​‌‍‌​‌ ​‍‌‍‌‌‌‍ ‍​‍‌‌​ ‌‌‌​​‍‌‌ ‌‍‍ ‌‍‌‌‌ ‍‌​‍‌‌​ ​ ‌​‌​​‍‌‌​ ​ ‌​‌​​‍‌‌​ ​‍​ ​‍​ ​ ​ ​​‌‍‌‍​ ‍‌​ ​‍‌‍‌‌‌‍​‍‌‍‌​​ ‌‌​ ​​‌‍​ ​ ​‌​ ​​​‍‌‌​ ​‍​ ​‍​‍‌‌​ ‌‌‌​‌​​‍ ‍‌ ‌​‌‍‌‌‌ ‍​‌ ‌​​ ‌‍​‍‌‍​‌‌ ​ ‌‍‌‌‌‌‌‌‌ ​‍‌‍ ​​ ‌‌‍‍​‌ ‌​‌ ‌​‌ ​​​‍‌‌​ ​ ‌​​‌​‍‌‌​ ​‍‌​‌‍​‍‌‌​ ​‍‌​‌‍‌‍ ​‌‍ ‌‍​ ‌‍​‌‌‍ ​‌‍‍​‌‍ ‌ ​ ‌ ‌​​‍‌‌​ ​ ‌​​‌​ ​ ​ ​ ​ ​ ​ ​ ​‍‌‍‌‍‍‌‌‍‌​​ ‌‌‍​‌​ ‌ ​ ‌‌‌‍‌​‌‍​‍​ ​‍​ ​‍‌‍​ ​‍ ‌‌‍​ ​ ‌‌‌‍‌​​ ‌​​‍ ‌​ ‌​‌‍‌‌‌‍‌‍‌‍‌​​‍ ‌​ ‍‌‌‍‌‍‌‍​ ‌‍​ ​‍ ‌​ ‌​‌‍​‌‌‍‌‍​ ​‌​ ‌‌​ ‌‌‌‍​‌​ ​ ​ ‌ ​ ‍​​ ‍‌‌‍‌‍​‍‌‍‌ ‌​‌ ‍‌‌ ​​‌‍‌‌​ ‌‌ ​​‌ ​‍‌‍ ‌‍‌ ‌ ​‍‌‍​‌‌‍ ‌​‍‌‍‌ ​​‌‍​‌‌ ‌​‌‍‍​​ ‌‌‍​‍‌‍ ‌‍‌​‌ ‍‌​‍‌‌​ ‌‌‌​​‍‌‌ ‌‍‍ ‌‍‌‌‌ ‍‌​‍‌‌​ ​ ‌​‌​​‍‌‌​ ​ ‌​‌​​‍‌‌​ ​‍​ ​‍​ ​‌‌‍‌​​ ‌‌​ ​ ​ ‍‌​ ​​​ ‌‌‌‍​ ​ ‌ ‌‍‌​​ ​‌​ ​‌​‍‌‌​ ​‍​ ​‍​‍‌‌​ ‌‌‌​‌​​‍ ‍‌‍​ ‌‍‍​‌‍‍‌‌‍ ​‌‍‌​‌ ​‍‌‍‌‌‌‍ ‍​‍‌‌​ ‌‌‌​​‍‌‌ ‌‍‍ ‌‍‌‌‌ ‍‌​‍‌‌​ ​ ‌​‌​​‍‌‌​ ​ ‌​‌​​‍‌‌​ ​‍​ ​‍​ ​ ​ ​​‌‍‌‍​ ‍‌​ ​‍‌‍‌‌‌‍​‍‌‍‌​​ ‌‌​ ​​‌‍​ ​ ​‌​ ​​​‍‌‌​ ​‍​ ​‍​‍‌‌​ ‌‌‌​‌​​‍ ‍‌ ‌​‌‍‌‌‌ ‍​‌ ‌​​‍​‍‌ ‌
We are a non-profit organization. If you'd like to support us, please consider donating by Zelle to
treasurer@littlemastersclub.org (note: PSP) or mail a check to:​​​​‌ ‍ ​‍​‍‌‍ ‌ ​‍‌‍‍‌‌‍‌ ‌‍‍‌‌‍ ‍​‍​‍​ ‍‍​‍​‍‌ ​ ‌‍​‌‌‍ ‍‌‍‍‌‌ ‌​‌ ‍‌​‍ ‍‌‍‍‌‌‍ ​‍​‍​‍ ​​‍​‍‌‍‍​‌ ​‍‌‍‌‌‌‍‌‍​‍​‍​ ‍‍​‍​‍‌‍‍​‌ ‌​‌ ‌​‌ ​​​ ‍‍​‍ ​‍ ‌‍ ​‌‍ ‌‍​ ‌‍​‌‌‍ ​‌‍‍​‌‍ ‌ ​ ‌ ‌​​ ‍‍​ ​ ​ ​ ​ ​ ​ ​ ​‍ ‌‍‍‌‌‍ ‍‌ ‌​‌‍‌‌‌‍ ‍‌ ‌​​‍ ‌‍‌‌‌‍‌​‌‍‍‌‌ ‌​​‍ ‌‍ ‌‌‍ ‌‍‌​‌‍‌‌​ ‌‌ ​​‌ ​‍‌‍‌‌‌ ​ ‌‍‌‌‌‍ ‍‌ ‌​‌‍​‌‌ ‌​‌‍‍‌‌‍ ‌‍ ‍​ ‍ ‌‍‍‌‌‍‌​​ ‌‌‍​‌​ ‌ ​ ‌‌‌‍‌​‌‍​‍​ ​‍​ ​‍‌‍​ ​‍ ‌‌‍​ ​ ‌‌‌‍‌​​ ‌​​‍ ‌​ ‌​‌‍‌‌‌‍‌‍‌‍‌​​‍ ‌​ ‍‌‌‍‌‍‌‍​ ‌‍​ ​‍ ‌​ ‌​‌‍​‌‌‍‌‍​ ​‌​ ‌‌​ ‌‌‌‍​‌​ ​ ​ ‌ ​ ‍​​ ‍‌‌‍‌‍​ ‍ ‌ ‌​‌ ‍‌‌ ​​‌‍‌‌​ ‌‌ ​​‌ ​‍‌‍ ‌‍‌ ‌ ​‍‌‍​‌‌‍ ‌​ ‍ ‌ ​​‌‍​‌‌ ‌​‌‍‍​​ ‌‌‍​‍‌‍ ‌‍‌​‌ ‍‌​‍‌‌​ ‌‌‌​​‍‌‌ ‌‍‍ ‌‍‌‌‌ ‍‌​‍‌‌​ ​ ‌​‌​​‍‌‌​ ​ ‌​‌​​‍‌‌​ ​‍​ ​‍​ ‌ ‌‍​‌​ ​‌​ ‍​​ ​‍​ ‌‍​ ‍​​ ‌‍​ ​‍‌‍‌​​ ‌​​ ‍​​‍‌‌​ ​‍​ ​‍​‍‌‌​ ‌‌‌​‌​​‍ ‍‌‍​ ‌‍‍​‌‍‍‌‌‍ ​‌‍‌​‌ ​‍‌‍‌‌‌‍ ‍​‍‌‌​ ‌‌‌​​‍‌‌ ‌‍‍ ‌‍‌‌‌ ‍‌​‍‌‌​ ​ ‌​‌​​‍‌‌​ ​ ‌​‌​​‍‌‌​ ​‍​ ​‍​ ‌​​ ‌‍​ ‌​​ ‍​​ ​ ​ ‌‌‌‍​ ​ ‍​​ ‍‌‌‍‌‍​ ‌‍​ ‌‌​‍‌‌​ ​‍​ ​‍​‍‌‌​ ‌‌‌​‌​​‍ ‍‌ ‌​‌‍‌‌‌ ‍​‌ ‌​​ ‌‍​‍‌‍​‌‌ ​ ‌‍‌‌‌‌‌‌‌ ​‍‌‍ ​​ ‌‌‍‍​‌ ‌​‌ ‌​‌ ​​​‍‌‌​ ​ ‌​​‌​‍‌‌​ ​‍‌​‌‍​‍‌‌​ ​‍‌​‌‍‌‍ ​‌‍ ‌‍​ ‌‍​‌‌‍ ​‌‍‍​‌‍ ‌ ​ ‌ ‌​​‍‌‌​ ​ ‌​​‌​ ​ ​ ​ ​ ​ ​ ​ ​‍‌‍‌‍‍‌‌‍‌​​ ‌‌‍​‌​ ‌ ​ ‌‌‌‍‌​‌‍​‍​ ​‍​ ​‍‌‍​ ​‍ ‌‌‍​ ​ ‌‌‌‍‌​​ ‌​​‍ ‌​ ‌​‌‍‌‌‌‍‌‍‌‍‌​​‍ ‌​ ‍‌‌‍‌‍‌‍​ ‌‍​ ​‍ ‌​ ‌​‌‍​‌‌‍‌‍​ ​‌​ ‌‌​ ‌‌‌‍​‌​ ​ ​ ‌ ​ ‍​​ ‍‌‌‍‌‍​‍‌‍‌ ‌​‌ ‍‌‌ ​​‌‍‌‌​ ‌‌ ​​‌ ​‍‌‍ ‌‍‌ ‌ ​‍‌‍​‌‌‍ ‌​‍‌‍‌ ​​‌‍​‌‌ ‌​‌‍‍​​ ‌‌‍​‍‌‍ ‌‍‌​‌ ‍‌​‍‌‌​ ‌‌‌​​‍‌‌ ‌‍‍ ‌‍‌‌‌ ‍‌​‍‌‌​ ​ ‌​‌​​‍‌‌​ ​ ‌​‌​​‍‌‌​ ​‍​ ​‍​ ‌ ‌‍​‌​ ​‌​ ‍​​ ​‍​ ‌‍​ ‍​​ ‌‍​ ​‍‌‍‌​​ ‌​​ ‍​​‍‌‌​ ​‍​ ​‍​‍‌‌​ ‌‌‌​‌​​‍ ‍‌‍​ ‌‍‍​‌‍‍‌‌‍ ​‌‍‌​‌ ​‍‌‍‌‌‌‍ ‍​‍‌‌​ ‌‌‌​​‍‌‌ ‌‍‍ ‌‍‌‌‌ ‍‌​‍‌‌​ ​ ‌​‌​​‍‌‌​ ​ ‌​‌​​‍‌‌​ ​‍​ ​‍​ ‌​​ ‌‍​ ‌​​ ‍​​ ​ ​ ‌‌‌‍​ ​ ‍​​ ‍‌‌‍‌‍​ ‌‍​ ‌‌​‍‌‌​ ​‍​ ​‍​‍‌‌​ ‌‌‌​‌​​‍ ‍‌ ‌​‌‍‌‌‌ ‍​‌ ‌​​‍​‍‌ ‌
Little Masters Club - Performing for Seniors Program
15015 Main Street, Suite 208
Bellevue, WA 98007​​​​‌ ‍ ​‍​‍‌‍ ‌ ​‍‌‍‍‌‌‍‌ ‌‍‍‌‌‍ ‍​‍​‍​ ‍‍​‍​‍‌ ​ ‌‍​‌‌‍ ‍‌‍‍‌‌ ‌​‌ ‍‌​‍ ‍‌‍‍‌‌‍ ​‍​‍​‍ ​​‍​‍‌‍‍​‌ ​‍‌‍‌‌‌‍‌‍​‍​‍​ ‍‍​‍​‍‌‍‍​‌ ‌​‌ ‌​‌ ​​​ ‍‍​‍ ​‍ ‌‍ ​‌‍ ‌‍​ ‌‍​‌‌‍ ​‌‍‍​‌‍ ‌ ​ ‌ ‌​​ ‍‍​ ​ ​ ​ ​ ​ ​ ​ ​‍ ‌‍‍‌‌‍ ‍‌ ‌​‌‍‌‌‌‍ ‍‌ ‌​​‍ ‌‍‌‌‌‍‌​‌‍‍‌‌ ‌​​‍ ‌‍ ‌‌‍ ‌‍‌​‌‍‌‌​ ‌‌ ​​‌ ​‍‌‍‌‌‌ ​ ‌‍‌‌‌‍ ‍‌ ‌​‌‍​‌‌ ‌​‌‍‍‌‌‍ ‌‍ ‍​ ‍ ‌‍‍‌‌‍‌​​ ‌‌‍​‌​ ‌ ​ ‌‌‌‍‌​‌‍​‍​ ​‍​ ​‍‌‍​ ​‍ ‌‌‍​ ​ ‌‌‌‍‌​​ ‌​​‍ ‌​ ‌​‌‍‌‌‌‍‌‍‌‍‌​​‍ ‌​ ‍‌‌‍‌‍‌‍​ ‌‍​ ​‍ ‌​ ‌​‌‍​‌‌‍‌‍​ ​‌​ ‌‌​ ‌‌‌‍​‌​ ​ ​ ‌ ​ ‍​​ ‍‌‌‍‌‍​ ‍ ‌ ‌​‌ ‍‌‌ ​​‌‍‌‌​ ‌‌ ​​‌ ​‍‌‍ ‌‍‌ ‌ ​‍‌‍​‌‌‍ ‌​ ‍ ‌ ​​‌‍​‌‌ ‌​‌‍‍​​ ‌‌‍​‍‌‍ ‌‍‌​‌ ‍‌​‍‌‌​ ‌‌‌​​‍‌‌ ‌‍‍ ‌‍‌‌‌ ‍‌​‍‌‌​ ​ ‌​‌​​‍‌‌​ ​ ‌​‌​​‍‌‌​ ​‍​ ​‍​ ​ ‌‍‌​‌‍‌‍​ ​ ​ ‌‌‌‍​ ​ ​‍‌‍​‍​ ‌ ​ ‌‍‌‍‌‌​ ‌​​‍‌‌​ ​‍​ ​‍​‍‌‌​ ‌‌‌​‌​​‍ ‍‌‍​ ‌‍‍​‌‍‍‌‌‍ ​‌‍‌​‌ ​‍‌‍‌‌‌‍ ‍​‍‌‌​ ‌‌‌​​‍‌‌ ‌‍‍ ‌‍‌‌‌ ‍‌​‍‌‌​ ​ ‌​‌​​‍‌‌​ ​ ‌​‌​​‍‌‌​ ​‍​ ​‍​ ‌ ​ ​ ​ ‍​​ ​ ​ ‍​​ ​‍​ ​‍​ ​ ‌‍​‌​ ​​‌‍‌‍​ ‌‍​‍‌‌​ ​‍​ ​‍​‍‌‌​ ‌‌‌​‌​​‍ ‍‌ ‌​‌‍‌‌‌ ‍​‌ ‌​​ ‌‍​‍‌‍​‌‌ ​ ‌‍‌‌‌‌‌‌‌ ​‍‌‍ ​​ ‌‌‍‍​‌ ‌​‌ ‌​‌ ​​​‍‌‌​ ​ ‌​​‌​‍‌‌​ ​‍‌​‌‍​‍‌‌​ ​‍‌​‌‍‌‍ ​‌‍ ‌‍​ ‌‍​‌‌‍ ​‌‍‍​‌‍ ‌ ​ ‌ ‌​​‍‌‌​ ​ ‌​​‌​ ​ ​ ​ ​ ​ ​ ​ ​‍‌‍‌‍‍‌‌‍‌​​ ‌‌‍​‌​ ‌ ​ ‌‌‌‍‌​‌‍​‍​ ​‍​ ​‍‌‍​ ​‍ ‌‌‍​ ​ ‌‌‌‍‌​​ ‌​​‍ ‌​ ‌​‌‍‌‌‌‍‌‍‌‍‌​​‍ ‌​ ‍‌‌‍‌‍‌‍​ ‌‍​ ​‍ ‌​ ‌​‌‍​‌‌‍‌‍​ ​‌​ ‌‌​ ‌‌‌‍​‌​ ​ ​ ‌ ​ ‍​​ ‍‌‌‍‌‍​‍‌‍‌ ‌​‌ ‍‌‌ ​​‌‍‌‌​ ‌‌ ​​‌ ​‍‌‍ ‌‍‌ ‌ ​‍‌‍​‌‌‍ ‌​‍‌‍‌ ​​‌‍​‌‌ ‌​‌‍‍​​ ‌‌‍​‍‌‍ ‌‍‌​‌ ‍‌​‍‌‌​ ‌‌‌​​‍‌‌ ‌‍‍ ‌‍‌‌‌ ‍‌​‍‌‌​ ​ ‌​‌​​‍‌‌​ ​ ‌​‌​​‍‌‌​ ​‍​ ​‍​ ​ ‌‍‌​‌‍‌‍​ ​ ​ ‌‌‌‍​ ​ ​‍‌‍​‍​ ‌ ​ ‌‍‌‍‌‌​ ‌​​‍‌‌​ ​‍​ ​‍​‍‌‌​ ‌‌‌​‌​​‍ ‍‌‍​ ‌‍‍​‌‍‍‌‌‍ ​‌‍‌​‌ ​‍‌‍‌‌‌‍ ‍​‍‌‌​ ‌‌‌​​‍‌‌ ‌‍‍ ‌‍‌‌‌ ‍‌​‍‌‌​ ​ ‌​‌​​‍‌‌​ ​ ‌​‌​​‍‌‌​ ​‍​ ​‍​ ‌ ​ ​ ​ ‍​​ ​ ​ ‍​​ ​‍​ ​‍​ ​ ‌‍​‌​ ​​‌‍‌‍​ ‌‍​‍‌‌​ ​‍​ ​‍​‍‌‌​ ‌‌‌​‌​​‍ ‍‌ ‌​‌‍‌‌‌ ‍​‌ ‌​​‍​‍‌ ‌
Past Events​​​​‌ ‍ ​‍​‍‌‍ ‌ ​‍‌‍‍‌‌‍‌ ‌‍‍‌‌‍ ‍​‍​‍​ ‍‍​‍​‍‌ ​ ‌‍​‌‌‍ ‍‌‍‍‌‌ ‌​‌ ‍‌​‍ ‍‌‍‍‌‌‍ ​‍​‍​‍ ​​‍​‍‌‍‍​‌ ​‍‌‍‌‌‌‍‌‍​‍​‍​ ‍‍​‍​‍‌‍‍​‌ ‌​‌ ‌​‌ ​​​ ‍‍​‍ ​‍ ‌‍ ​‌‍ ‌‍​ ‌‍​‌‌‍ ​‌‍‍​‌‍ ‌ ​ ‌ ‌​​ ‍‍​ ​ ​ ​ ​ ​ ​ ​ ​‍ ‌‍‍‌‌‍ ‍‌ ‌​‌‍‌‌‌‍ ‍‌ ‌​​‍ ‌‍‌‌‌‍‌​‌‍‍‌‌ ‌​​‍ ‌‍ ‌‌‍ ‌‍‌​‌‍‌‌​ ‌‌ ​​‌ ​‍‌‍‌‌‌ ​ ‌‍‌‌‌‍ ‍‌ ‌​‌‍​‌‌ ‌​‌‍‍‌‌‍ ‌‍ ‍​ ‍ ‌‍‍‌‌‍‌​​ ‌‌‍​‌​ ‌ ​ ‌‌‌‍‌​‌‍​‍​ ​‍​ ​‍‌‍​ ​‍ ‌‌‍​ ​ ‌‌‌‍‌​​ ‌​​‍ ‌​ ‌​‌‍‌‌‌‍‌‍‌‍‌​​‍ ‌​ ‍‌‌‍‌‍‌‍​ ‌‍​ ​‍ ‌​ ‌​‌‍​‌‌‍‌‍​ ​‌​ ‌‌​ ‌‌‌‍​‌​ ​ ​ ‌ ​ ‍​​ ‍‌‌‍‌‍​ ‍ ‌ ‌​‌ ‍‌‌ ​​‌‍‌‌​ ‌‌ ​​‌ ​‍‌‍ ‌‍‌ ‌ ​‍‌‍​‌‌‍ ‌​ ‍ ‌ ​​‌‍​‌‌ ‌​‌‍‍​​ ‌‌‍​‍‌‍ ‌‍‌​‌ ‍‌​‍‌‌​ ‌‌‌​​‍‌‌ ‌‍‍ ‌‍‌‌‌ ‍‌​‍‌‌​ ​ ‌​‌​​‍‌‌​ ​ ‌​‌​​‍‌‌​ ​‍​ ​‍‌‍‌‍‌‍​‌​ ​‌​ ‌​‌‍​ ‌‍​‍​ ​‌​ ‌​​ ‍‌​ ​​‌‍‌‌​ ‌‌​‍‌‌​ ​‍​ ​‍​‍‌‌​ ‌‌‌​‌​​‍ ‍‌‍​ ‌‍‍​‌‍‍‌‌‍ ​‌‍‌​‌ ​‍‌‍‌‌‌‍ ‍​‍‌‌​ ‌‌‌​​‍‌‌ ‌‍‍ ‌‍‌‌‌ ‍‌​‍‌‌​ ​ ‌​‌​​‍‌‌​ ​ ‌​‌​​‍‌‌​ ​‍​ ​‍‌‍​ ​ ‌‍‌‍‌‌‌‍​‌​ ‍​​ ‍​​ ‌‌​ ​ ​ ‌‌​ ‌​‌‍‌‌​ ​​​‍‌‌​ ​‍​ ​‍​‍‌‌​ ‌‌‌​‌​​‍ ‍‌ ‌​‌‍‌‌‌ ‍​‌ ‌​​ ‌‍​‍‌‍​‌‌ ​ ‌‍‌‌‌‌‌‌‌ ​‍‌‍ ​​ ‌‌‍‍​‌ ‌​‌ ‌​‌ ​​​‍‌‌​ ​ ‌​​‌​‍‌‌​ ​‍‌​‌‍​‍‌‌​ ​‍‌​‌‍‌‍ ​‌‍ ‌‍​ ‌‍​‌‌‍ ​‌‍‍​‌‍ ‌ ​ ‌ ‌​​‍‌‌​ ​ ‌​​‌​ ​ ​ ​ ​ ​ ​ ​ ​‍‌‍‌‍‍‌‌‍‌​​ ‌‌‍​‌​ ‌ ​ ‌‌‌‍‌​‌‍​‍​ ​‍​ ​‍‌‍​ ​‍ ‌‌‍​ ​ ‌‌‌‍‌​​ ‌​​‍ ‌​ ‌​‌‍‌‌‌‍‌‍‌‍‌​​‍ ‌​ ‍‌‌‍‌‍‌‍​ ‌‍​ ​‍ ‌​ ‌​‌‍​‌‌‍‌‍​ ​‌​ ‌‌​ ‌‌‌‍​‌​ ​ ​ ‌ ​ ‍​​ ‍‌‌‍‌‍​‍‌‍‌ ‌​‌ ‍‌‌ ​​‌‍‌‌​ ‌‌ ​​‌ ​‍‌‍ ‌‍‌ ‌ ​‍‌‍​‌‌‍ ‌​‍‌‍‌ ​​‌‍​‌‌ ‌​‌‍‍​​ ‌‌‍​‍‌‍ ‌‍‌​‌ ‍‌​‍‌‌​ ‌‌‌​​‍‌‌ ‌‍‍ ‌‍‌‌‌ ‍‌​‍‌‌​ ​ ‌​‌​​‍‌‌​ ​ ‌​‌​​‍‌‌​ ​‍​ ​‍‌‍‌‍‌‍​‌​ ​‌​ ‌​‌‍​ ‌‍​‍​ ​‌​ ‌​​ ‍‌​ ​​‌‍‌‌​ ‌‌​‍‌‌​ ​‍​ ​‍​‍‌‌​ ‌‌‌​‌​​‍ ‍‌‍​ ‌‍‍​‌‍‍‌‌‍ ​‌‍‌​‌ ​‍‌‍‌‌‌‍ ‍​‍‌‌​ ‌‌‌​​‍‌‌ ‌‍‍ ‌‍‌‌‌ ‍‌​‍‌‌​ ​ ‌​‌​​‍‌‌​ ​ ‌​‌​​‍‌‌​ ​‍​ ​‍‌‍​ ​ ‌‍‌‍‌‌‌‍​‌​ ‍​​ ‍​​ ‌‌​ ​ ​ ‌‌​ ‌​‌‍‌‌​ ​​​‍‌‌​ ​‍​ ​‍​‍‌‌​ ‌‌‌​‌​​‍ ‍‌ ‌​‌‍‌‌‌ ‍​‌ ‌​​‍​‍‌ ‌
If you’d like to learn more, here is information about our past events, as well as the awards received by
our projects and team members.​​​​‌ ‍ ​‍​‍‌‍ ‌ ​‍‌‍‍‌‌‍‌ ‌‍‍‌‌‍ ‍​‍​‍​ ‍‍​‍​‍‌ ​ ‌‍​‌‌‍ ‍‌‍‍‌‌ ‌​‌ ‍‌​‍ ‍‌‍‍‌‌‍ ​‍​‍​‍ ​​‍​‍‌‍‍​‌ ​‍‌‍‌‌‌‍‌‍​‍​‍​ ‍‍​‍​‍‌‍‍​‌ ‌​‌ ‌​‌ ​​​ ‍‍​‍ ​‍ ‌‍ ​‌‍ ‌‍​ ‌‍​‌‌‍ ​‌‍‍​‌‍ ‌ ​ ‌ ‌​​ ‍‍​ ​ ​ ​ ​ ​ ​ ​ ​‍ ‌‍‍‌‌‍ ‍‌ ‌​‌‍‌‌‌‍ ‍‌ ‌​​‍ ‌‍‌‌‌‍‌​‌‍‍‌‌ ‌​​‍ ‌‍ ‌‌‍ ‌‍‌​‌‍‌‌​ ‌‌ ​​‌ ​‍‌‍‌‌‌ ​ ‌‍‌‌‌‍ ‍‌ ‌​‌‍​‌‌ ‌​‌‍‍‌‌‍ ‌‍ ‍​ ‍ ‌‍‍‌‌‍‌​​ ‌‌‍​‌​ ‌ ​ ‌‌‌‍‌​‌‍​‍​ ​‍​ ​‍‌‍​ ​‍ ‌‌‍​ ​ ‌‌‌‍‌​​ ‌​​‍ ‌​ ‌​‌‍‌‌‌‍‌‍‌‍‌​​‍ ‌​ ‍‌‌‍‌‍‌‍​ ‌‍​ ​‍ ‌​ ‌​‌‍​‌‌‍‌‍​ ​‌​ ‌‌​ ‌‌‌‍​‌​ ​ ​ ‌ ​ ‍​​ ‍‌‌‍‌‍​ ‍ ‌ ‌​‌ ‍‌‌ ​​‌‍‌‌​ ‌‌ ​​‌ ​‍‌‍ ‌‍‌ ‌ ​‍‌‍​‌‌‍ ‌​ ‍ ‌ ​​‌‍​‌‌ ‌​‌‍‍​​ ‌‌‍​‍‌‍ ‌‍‌​‌ ‍‌​‍‌‌​ ‌‌‌​​‍‌‌ ‌‍‍ ‌‍‌‌‌ ‍‌​‍‌‌​ ​ ‌​‌​​‍‌‌​ ​ ‌​‌​​‍‌‌​ ​‍​ ​‍​ ‍‌‌‍​‍​ ​‍​ ​‍​ ​​‌‍‌​‌‍​‍​ ‍​‌‍​ ​ ‍‌​ ‍​​ ​ ​‍‌‌​ ​‍​ ​‍​‍‌‌​ ‌‌‌​‌​​‍ ‍‌‍​ ‌‍‍​‌‍‍‌‌‍ ​‌‍‌​‌ ​‍‌‍‌‌‌‍ ‍​‍‌‌​ ‌‌‌​​‍‌‌ ‌‍‍ ‌‍‌‌‌ ‍‌​‍‌‌​ ​ ‌​‌​​‍‌‌​ ​ ‌​‌​​‍‌‌​ ​‍​ ​‍‌‍‌​​ ‍​‌‍​‌‌‍‌​​ ‌ ​ ‍​‌‍​ ​ ‍​‌‍‌​‌‍‌​​ ‍​​ ​​​ ​​​‍‌‌​ ​‍​ ​‍​‍‌‌​ ‌‌‌​‌​​‍ ‍‌ ‌​‌‍‌‌‌ ‍​‌ ‌​​ ‌‍​‍‌‍​‌‌ ​ ‌‍‌‌‌‌‌‌‌ ​‍‌‍ ​​ ‌‌‍‍​‌ ‌​‌ ‌​‌ ​​​‍‌‌​ ​ ‌​​‌​‍‌‌​ ​‍‌​‌‍​‍‌‌​ ​‍‌​‌‍‌‍ ​‌‍ ‌‍​ ‌‍​‌‌‍ ​‌‍‍​‌‍ ‌ ​ ‌ ‌​​‍‌‌​ ​ ‌​​‌​ ​ ​ ​ ​ ​ ​ ​ ​‍‌‍‌‍‍‌‌‍‌​​ ‌‌‍​‌​ ‌ ​ ‌‌‌‍‌​‌‍​‍​ ​‍​ ​‍‌‍​ ​‍ ‌‌‍​ ​ ‌‌‌‍‌​​ ‌​​‍ ‌​ ‌​‌‍‌‌‌‍‌‍‌‍‌​​‍ ‌​ ‍‌‌‍‌‍‌‍​ ‌‍​ ​‍ ‌​ ‌​‌‍​‌‌‍‌‍​ ​‌​ ‌‌​ ‌‌‌‍​‌​ ​ ​ ‌ ​ ‍​​ ‍‌‌‍‌‍​‍‌‍‌ ‌​‌ ‍‌‌ ​​‌‍‌‌​ ‌‌ ​​‌ ​‍‌‍ ‌‍‌ ‌ ​‍‌‍​‌‌‍ ‌​‍‌‍‌ ​​‌‍​‌‌ ‌​‌‍‍​​ ‌‌‍​‍‌‍ ‌‍‌​‌ ‍‌​‍‌‌​ ‌‌‌​​‍‌‌ ‌‍‍ ‌‍‌‌‌ ‍‌​‍‌‌​ ​ ‌​‌​​‍‌‌​ ​ ‌​‌​​‍‌‌​ ​‍​ ​‍​ ‍‌‌‍​‍​ ​‍​ ​‍​ ​​‌‍‌​‌‍​‍​ ‍​‌‍​ ​ ‍‌​ ‍​​ ​ ​‍‌‌​ ​‍​ ​‍​‍‌‌​ ‌‌‌​‌​​‍ ‍‌‍​ ‌‍‍​‌‍‍‌‌‍ ​‌‍‌​‌ ​‍‌‍‌‌‌‍ ‍​‍‌‌​ ‌‌‌​​‍‌‌ ‌‍‍ ‌‍‌‌‌ ‍‌​‍‌‌​ ​ ‌​‌​​‍‌‌​ ​ ‌​‌​​‍‌‌​ ​‍​ ​‍‌‍‌​​ ‍​‌‍​‌‌‍‌​​ ‌ ​ ‍​‌‍​ ​ ‍​‌‍‌​‌‍‌​​ ‍​​ ​​​ ​​​‍‌‌​ ​‍​ ​‍​‍‌‌​ ‌‌‌​‌​​‍ ‍‌ ‌​‌‍‌‌‌ ‍​‌ ‌​​‍​‍‌ ‌
06/13/2026 - Performing for Seniors Program Hosts a Global Harmoney Concert at Factorial Mall
https://new.littlemastersclub.org/events/global-harmony-a-musical-and-performance-tribute-
to-soccer-at-factoria-mall
05/09/2026 - Performing for Seniors Program Receives UCA Community Fundation Grant
https://new.littlemastersclub.org/newsletter/performing-for-seniors-program-receives-uca-
community-fundation-grant
04/22/2026 - Performing for Seniors Program Receives 2026 Community Programming Fund
Grant ​​​​‌ ‍ ​‍​‍‌‍ ‌ ​‍‌‍‍‌‌‍‌ ‌‍‍‌‌‍ ‍​‍​‍​ ‍‍​‍​‍‌ ​ ‌‍​‌‌‍ ‍‌‍‍‌‌ ‌​‌ ‍‌​‍ ‍‌‍‍‌‌‍ ​‍​‍​‍ ​​‍​‍‌‍‍​‌ ​‍‌‍‌‌‌‍‌‍​‍​‍​ ‍‍​‍​‍‌‍‍​‌ ‌​‌ ‌​‌ ​​​ ‍‍​‍ ​‍ ‌‍ ​‌‍ ‌‍​ ‌‍​‌‌‍ ​‌‍‍​‌‍ ‌ ​ ‌ ‌​​ ‍‍​ ​ ​ ​ ​ ​ ​ ​ ​‍ ‌‍‍‌‌‍ ‍‌ ‌​‌‍‌‌‌‍ ‍‌ ‌​​‍ ‌‍‌‌‌‍‌​‌‍‍‌‌ ‌​​‍ ‌‍ ‌‌‍ ‌‍‌​‌‍‌‌​ ‌‌ ​​‌ ​‍‌‍‌‌‌ ​ ‌‍‌‌‌‍ ‍‌ ‌​‌‍​‌‌ ‌​‌‍‍‌‌‍ ‌‍ ‍​ ‍ ‌‍‍‌‌‍‌​​ ‌‌‍​‌​ ‌ ​ ‌‌‌‍‌​‌‍​‍​ ​‍​ ​‍‌‍​ ​‍ ‌‌‍​ ​ ‌‌‌‍‌​​ ‌​​‍ ‌​ ‌​‌‍‌‌‌‍‌‍‌‍‌​​‍ ‌​ ‍‌‌‍‌‍‌‍​ ‌‍​ ​‍ ‌​ ‌​‌‍​‌‌‍‌‍​ ​‌​ ‌‌​ ‌‌‌‍​‌​ ​ ​ ‌ ​ ‍​​ ‍‌‌‍‌‍​ ‍ ‌ ‌​‌ ‍‌‌ ​​‌‍‌‌​ ‌‌ ​​‌ ​‍‌‍ ‌‍‌ ‌ ​‍‌‍​‌‌‍ ‌​ ‍ ‌ ​​‌‍​‌‌ ‌​‌‍‍​​ ‌‌‍​‍‌‍ ‌‍‌​‌ ‍‌​‍‌‌​ ‌‌‌​​‍‌‌ ‌‍‍ ‌‍‌‌‌ ‍‌​‍‌‌​ ​ ‌​‌​​‍‌‌​ ​ ‌​‌​​‍‌‌​ ​‍​ ​‍‌‍‌‍​ ​‍​ ‌ ​ ‌‍‌‍​‍​ ‍​​ ‌​​ ​​​ ​‌​ ‍‌‌‍​‌‌‍​‍​‍‌‌​ ​‍​ ​‍​‍‌‌​ ‌‌‌​‌​​‍ ‍‌‍​ ‌‍‍​‌‍‍‌‌‍ ​‌‍‌​‌ ​‍‌‍‌‌‌‍ ‍​‍‌‌​ ‌‌‌​​‍‌‌ ‌‍‍ ‌‍‌‌‌ ‍‌​‍‌‌​ ​ ‌​‌​​‍‌‌​ ​ ‌​‌​​‍‌‌​ ​‍​ ​‍​ ‌ ‌‍​‍​ ‍‌​ ‌‍‌‍‌​​ ​​​ ‌​​ ​‍​ ​​‌‍‌‍‌‍‌‌‌‍​ ​‍‌‌​ ​‍​ ​‍​‍‌‌​ ‌‌‌​‌​​‍ ‍‌ ‌​‌‍‌‌‌ ‍​‌ ‌​​ ‌‍​‍‌‍​‌‌ ​ ‌‍‌‌‌‌‌‌‌ ​‍‌‍ ​​ ‌‌‍‍​‌ ‌​‌ ‌​‌ ​​​‍‌‌​ ​ ‌​​‌​‍‌‌​ ​‍‌​‌‍​‍‌‌​ ​‍‌​‌‍‌‍ ​‌‍ ‌‍​ ‌‍​‌‌‍ ​‌‍‍​‌‍ ‌ ​ ‌ ‌​​‍‌‌​ ​ ‌​​‌​ ​ ​ ​ ​ ​ ​ ​ ​‍‌‍‌‍‍‌‌‍‌​​ ‌‌‍​‌​ ‌ ​ ‌‌‌‍‌​‌‍​‍​ ​‍​ ​‍‌‍​ ​‍ ‌‌‍​ ​ ‌‌‌‍‌​​ ‌​​‍ ‌​ ‌​‌‍‌‌‌‍‌‍‌‍‌​​‍ ‌​ ‍‌‌‍‌‍‌‍​ ‌‍​ ​‍ ‌​ ‌​‌‍​‌‌‍‌‍​ ​‌​ ‌‌​ ‌‌‌‍​‌​ ​ ​ ‌ ​ ‍​​ ‍‌‌‍‌‍​‍‌‍‌ ‌​‌ ‍‌‌ ​​‌‍‌‌​ ‌‌ ​​‌ ​‍‌‍ ‌‍‌ ‌ ​‍‌‍​‌‌‍ ‌​‍‌‍‌ ​​‌‍​‌‌ ‌​‌‍‍​​ ‌‌‍​‍‌‍ ‌‍‌​‌ ‍‌​‍‌‌​ ‌‌‌​​‍‌‌ ‌‍‍ ‌‍‌‌‌ ‍‌​‍‌‌​ ​ ‌​‌​​‍‌‌​ ​ ‌​‌​​‍‌‌​ ​‍​ ​‍‌‍‌‍​ ​‍​ ‌ ​ ‌‍‌‍​‍​ ‍​​ ‌​​ ​​​ ​‌​ ‍‌‌‍​‌‌‍​‍​‍‌‌​ ​‍​ ​‍​‍‌‌​ ‌‌‌​‌​​‍ ‍‌‍​ ‌‍‍​‌‍‍‌‌‍ ​‌‍‌​‌ ​‍‌‍‌‌‌‍ ‍​‍‌‌​ ‌‌‌​​‍‌‌ ‌‍‍ ‌‍‌‌‌ ‍‌​‍‌‌​ ​ ‌​‌​​‍‌‌​ ​ ‌​‌​​‍‌‌​ ​‍​ ​‍​ ‌ ‌‍​‍​ ‍‌​ ‌‍‌‍‌​​ ​​​ ‌​​ ​‍​ ​​‌‍‌‍‌‍‌‌‌‍​ ​‍‌‌​ ​‍​ ​‍​‍‌‌​ ‌‌‌​‌​​‍ ‍‌ ‌​‌‍‌‌‌ ‍​‌ ‌​​‍​‍‌ ‌ https://new.littlemastersclub.org/newsletter/20260422-performing-for-seniors-program-
receives-2026-community-programming-fund-grant
04/11-12/2026 - Performing for Seniors Program: April 2026 Spring Concerts at Solista and Aegis
Garden ​​​​‌ ‍ ​‍​‍‌‍ ‌ ​‍‌‍‍‌‌‍‌ ‌‍‍‌‌‍ ‍​‍​‍​ ‍‍​‍​‍‌ ​ ‌‍​‌‌‍ ‍‌‍‍‌‌ ‌​‌ ‍‌​‍ ‍‌‍‍‌‌‍ ​‍​‍​‍ ​​‍​‍‌‍‍​‌ ​‍‌‍‌‌‌‍‌‍​‍​‍​ ‍‍​‍​‍‌‍‍​‌ ‌​‌ ‌​‌ ​​​ ‍‍​‍ ​‍ ‌‍ ​‌‍ ‌‍​ ‌‍​‌‌‍ ​‌‍‍​‌‍ ‌ ​ ‌ ‌​​ ‍‍​ ​ ​ ​ ​ ​ ​ ​ ​‍ ‌‍‍‌‌‍ ‍‌ ‌​‌‍‌‌‌‍ ‍‌ ‌​​‍ ‌‍‌‌‌‍‌​‌‍‍‌‌ ‌​​‍ ‌‍ ‌‌‍ ‌‍‌​‌‍‌‌​ ‌‌ ​​‌ ​‍‌‍‌‌‌ ​ ‌‍‌‌‌‍ ‍‌ ‌​‌‍​‌‌ ‌​‌‍‍‌‌‍ ‌‍ ‍​ ‍ ‌‍‍‌‌‍‌​​ ‌‌‍​‌​ ‌ ​ ‌‌‌‍‌​‌‍​‍​ ​‍​ ​‍‌‍​ ​‍ ‌‌‍​ ​ ‌‌‌‍‌​​ ‌​​‍ ‌​ ‌​‌‍‌‌‌‍‌‍‌‍‌​​‍ ‌​ ‍‌‌‍‌‍‌‍​ ‌‍​ ​‍ ‌​ ‌​‌‍​‌‌‍‌‍​ ​‌​ ‌‌​ ‌‌‌‍​‌​ ​ ​ ‌ ​ ‍​​ ‍‌‌‍‌‍​ ‍ ‌ ‌​‌ ‍‌‌ ​​‌‍‌‌​ ‌‌ ​​‌ ​‍‌‍ ‌‍‌ ‌ ​‍‌‍​‌‌‍ ‌​ ‍ ‌ ​​‌‍​‌‌ ‌​‌‍‍​​ ‌‌‍​‍‌‍ ‌‍‌​‌ ‍‌​‍‌‌​ ‌‌‌​​‍‌‌ ‌‍‍ ‌‍‌‌‌ ‍‌​‍‌‌​ ​ ‌​‌​​‍‌‌​ ​ ‌​‌​​‍‌‌​ ​‍​ ​‍​ ​‍‌‍​ ​ ‌‍​ ‌‌‌‍‌‍​ ​ ​ ​‌‌‍‌‌​ ​‌‌‍‌​​ ‍‌​ ‌​​‍‌‌​ ​‍​ ​‍​‍‌‌​ ‌‌‌​‌​​‍ ‍‌‍​ ‌‍‍​‌‍‍‌‌‍ ​‌‍‌​‌ ​‍‌‍‌‌‌‍ ‍​‍‌‌​ ‌‌‌​​‍‌‌ ‌‍‍ ‌‍‌‌‌ ‍‌​‍‌‌​ ​ ‌​‌​​‍‌‌​ ​ ‌​‌​​‍‌‌​ ​‍​ ​‍‌‍‌​‌‍‌‌​ ‌‍​ ‌ ‌‍​‍‌‍​ ​ ‌‌​ ​ ​ ‌ ‌‍‌‍‌‍‌‌​ ​‌​‍‌‌​ ​‍​ ​‍​‍‌‌​ ‌‌‌​‌​​‍ ‍‌ ‌​‌‍‌‌‌ ‍​‌ ‌​​ ‌‍​‍‌‍​‌‌ ​ ‌‍‌‌‌‌‌‌‌ ​‍‌‍ ​​ ‌‌‍‍​‌ ‌​‌ ‌​‌ ​​​‍‌‌​ ​ ‌​​‌​‍‌‌​ ​‍‌​‌‍​‍‌‌​ ​‍‌​‌‍‌‍ ​‌‍ ‌‍​ ‌‍​‌‌‍ ​‌‍‍​‌‍ ‌ ​ ‌ ‌​​‍‌‌​ ​ ‌​​‌​ ​ ​ ​ ​ ​ ​ ​ ​‍‌‍‌‍‍‌‌‍‌​​ ‌‌‍​‌​ ‌ ​ ‌‌‌‍‌​‌‍​‍​ ​‍​ ​‍‌‍​ ​‍ ‌‌‍​ ​ ‌‌‌‍‌​​ ‌​​‍ ‌​ ‌​‌‍‌‌‌‍‌‍‌‍‌​​‍ ‌​ ‍‌‌‍‌‍‌‍​ ‌‍​ ​‍ ‌​ ‌​‌‍​‌‌‍‌‍​ ​‌​ ‌‌​ ‌‌‌‍​‌​ ​ ​ ‌ ​ ‍​​ ‍‌‌‍‌‍​‍‌‍‌ ‌​‌ ‍‌‌ ​​‌‍‌‌​ ‌‌ ​​‌ ​‍‌‍ ‌‍‌ ‌ ​‍‌‍​‌‌‍ ‌​‍‌‍‌ ​​‌‍​‌‌ ‌​‌‍‍​​ ‌‌‍​‍‌‍ ‌‍‌​‌ ‍‌​‍‌‌​ ‌‌‌​​‍‌‌ ‌‍‍ ‌‍‌‌‌ ‍‌​‍‌‌​ ​ ‌​‌​​‍‌‌​ ​ ‌​‌​​‍‌‌​ ​‍​ ​‍​ ​‍‌‍​ ​ ‌‍​ ‌‌‌‍‌‍​ ​ ​ ​‌‌‍‌‌​ ​‌‌‍‌​​ ‍‌​ ‌​​‍‌‌​ ​‍​ ​‍​‍‌‌​ ‌‌‌​‌​​‍ ‍‌‍​ ‌‍‍​‌‍‍‌‌‍ ​‌‍‌​‌ ​‍‌‍‌‌‌‍ ‍​‍‌‌​ ‌‌‌​​‍‌‌ ‌‍‍ ‌‍‌‌‌ ‍‌​‍‌‌​ ​ ‌​‌​​‍‌‌​ ​ ‌​‌​​‍‌‌​ ​‍​ ​‍‌‍‌​‌‍‌‌​ ‌‍​ ‌ ‌‍​‍‌‍​ ​ ‌‌​ ​ ​ ‌ ‌‍‌‍‌‍‌‌​ ​‌​‍‌‌​ ​‍​ ​‍​‍‌‌​ ‌‌‌​‌​​‍ ‍‌ ‌​‌‍‌‌‌ ‍​‌ ‌​​‍​‍‌ ‌ https://new.littlemastersclub.org/newsletter/april-2026-spring-concerts-at-solista-and-
aegis-garden
12/27/2025 - Performing for Seniors Performers Celebrating 2025 Christmas with Kin On Health
Care Center Res​idents ​​​​‌ ‍ ​‍​‍‌‍ ‌ ​‍‌‍‍‌‌‍‌ ‌‍‍‌‌‍ ‍​‍​‍​ ‍‍​‍​‍‌ ​ ‌‍​‌‌‍ ‍‌‍‍‌‌ ‌​‌ ‍‌​‍ ‍‌‍‍‌‌‍ ​‍​‍​‍ ​​‍​‍‌‍‍​‌ ​‍‌‍‌‌‌‍‌‍​‍​‍​ ‍‍​‍​‍‌‍‍​‌ ‌​‌ ‌​‌ ​​​ ‍‍​‍ ​‍ ‌‍ ​‌‍ ‌‍​ ‌‍​‌‌‍ ​‌‍‍​‌‍ ‌ ​ ‌ ‌​​ ‍‍​ ​ ​ ​ ​ ​ ​ ​ ​‍ ‌‍‍‌‌‍ ‍‌ ‌​‌‍‌‌‌‍ ‍‌ ‌​​‍ ‌‍‌‌‌‍‌​‌‍‍‌‌ ‌​​‍ ‌‍ ‌‌‍ ‌‍‌​‌‍‌‌​ ‌‌ ​​‌ ​‍‌‍‌‌‌ ​ ‌‍‌‌‌‍ ‍‌ ‌​‌‍​‌‌ ‌​‌‍‍‌‌‍ ‌‍ ‍​ ‍ ‌‍‍‌‌‍‌​​ ‌‌‍​‌​ ‌ ​ ‌‌‌‍‌​‌‍​‍​ ​‍​ ​‍‌‍​ ​‍ ‌‌‍​ ​ ‌‌‌‍‌​​ ‌​​‍ ‌​ ‌​‌‍‌‌‌‍‌‍‌‍‌​​‍ ‌​ ‍‌‌‍‌‍‌‍​ ‌‍​ ​‍ ‌​ ‌​‌‍​‌‌‍‌‍​ ​‌​ ‌‌​ ‌‌‌‍​‌​ ​ ​ ‌ ​ ‍​​ ‍‌‌‍‌‍​ ‍ ‌ ‌​‌ ‍‌‌ ​​‌‍‌‌​ ‌‌ ​​‌ ​‍‌‍ ‌‍‌ ‌ ​‍‌‍​‌‌‍ ‌​ ‍ ‌ ​​‌‍​‌‌ ‌​‌‍‍​​ ‌‌‍​‍‌‍ ‌‍‌​‌ ‍‌​‍‌‌​ ‌‌‌​​‍‌‌ ‌‍‍ ‌‍‌‌‌ ‍‌​‍‌‌​ ​ ‌​‌​​‍‌‌​ ​ ‌​‌​​‍‌‌​ ​‍​ ​‍‌‍​ ​ ‍‌​ ​‌​ ​‍‌‍‌‍​ ​‍‌‍​ ‌‍‌‍‌‍​‍​ ‍‌​ ‍‌​ ‌​​‍‌‌​ ​‍​ ​‍​‍‌‌​ ‌‌‌​‌​​‍ ‍‌‍​ ‌‍‍​‌‍‍‌‌‍ ​‌‍‌​‌ ​‍‌‍‌‌‌‍ ‍​‍‌‌​ ‌‌‌​​‍‌‌ ‌‍‍ ‌‍‌‌‌ ‍‌​‍‌‌​ ​ ‌​‌​​‍‌‌​ ​ ‌​‌​​‍‌‌​ ​‍​ ​‍​ ‌ ​ ‌‌​ ‌‌‌‍​‍​ ‌​​ ​ ​ ‍​​ ​​​ ‌ ​ ​‍‌‍​ ‌‍​ ​‍‌‌​ ​‍​ ​‍​‍‌‌​ ‌‌‌​‌​​‍ ‍‌ ‌​‌‍‌‌‌ ‍​‌ ‌​​ ‌‍​‍‌‍​‌‌ ​ ‌‍‌‌‌‌‌‌‌ ​‍‌‍ ​​ ‌‌‍‍​‌ ‌​‌ ‌​‌ ​​​‍‌‌​ ​ ‌​​‌​‍‌‌​ ​‍‌​‌‍​‍‌‌​ ​‍‌​‌‍‌‍ ​‌‍ ‌‍​ ‌‍​‌‌‍ ​‌‍‍​‌‍ ‌ ​ ‌ ‌​​‍‌‌​ ​ ‌​​‌​ ​ ​ ​ ​ ​ ​ ​ ​‍‌‍‌‍‍‌‌‍‌​​ ‌‌‍​‌​ ‌ ​ ‌‌‌‍‌​‌‍​‍​ ​‍​ ​‍‌‍​ ​‍ ‌‌‍​ ​ ‌‌‌‍‌​​ ‌​​‍ ‌​ ‌​‌‍‌‌‌‍‌‍‌‍‌​​‍ ‌​ ‍‌‌‍‌‍‌‍​ ‌‍​ ​‍ ‌​ ‌​‌‍​‌‌‍‌‍​ ​‌​ ‌‌​ ‌‌‌‍​‌​ ​ ​ ‌ ​ ‍​​ ‍‌‌‍‌‍​‍‌‍‌ ‌​‌ ‍‌‌ ​​‌‍‌‌​ ‌‌ ​​‌ ​‍‌‍ ‌‍‌ ‌ ​‍‌‍​‌‌‍ ‌​‍‌‍‌ ​​‌‍​‌‌ ‌​‌‍‍​​ ‌‌‍​‍‌‍ ‌‍‌​‌ ‍‌​‍‌‌​ ‌‌‌​​‍‌‌ ‌‍‍ ‌‍‌‌‌ ‍‌​‍‌‌​ ​ ‌​‌​​‍‌‌​ ​ ‌​‌​​‍‌‌​ ​‍​ ​‍‌‍​ ​ ‍‌​ ​‌​ ​‍‌‍‌‍​ ​‍‌‍​ ‌‍‌‍‌‍​‍​ ‍‌​ ‍‌​ ‌​​‍‌‌​ ​‍​ ​‍​‍‌‌​ ‌‌‌​‌​​‍ ‍‌‍​ ‌‍‍​‌‍‍‌‌‍ ​‌‍‌​‌ ​‍‌‍‌‌‌‍ ‍​‍‌‌​ ‌‌‌​​‍‌‌ ‌‍‍ ‌‍‌‌‌ ‍‌​‍‌‌​ ​ ‌​‌​​‍‌‌​ ​ ‌​‌​​‍‌‌​ ​‍​ ​‍​ ‌ ​ ‌‌​ ‌‌‌‍​‍​ ‌​​ ​ ​ ‍​​ ​​​ ‌ ​ ​‍‌‍​ ‌‍​ ​‍‌‌​ ​‍​ ​‍​‍‌‌​ ‌‌‌​‌​​‍ ‍‌ ‌​‌‍‌‌‌ ‍​‌ ‌​​‍​‍‌ ‌ https://new.littlemastersclub.org/events/performing-for-seniors-
performers-celebrating-2025-christmas-with-kin-on-health-care-center-res
11/15/2025 - Celebrating Thanksgiving with Aegis Garden Residents
https://littlemastersclub.org/events/20251115-performing-for-seniors-program-celebrating-
Thanksgiving-with-AegisGarden-residents
10/26/2025 - Celebrating Halloween with Belle Harbour Residents
https://new.littlemastersclub.org/events/20251026-performing-for-seniors-program-
celebrating-halloween-with-belle-harbour-residents
10/08/2025 - Sharing Mid-Autumn Traditions with Hopelink
https://new.littlemastersclub.org/newsletter/20251008-sharing-mid-autumn-traditions-with-
hopelink
10/04/2025 - Celebrating Mid-autumn Festival with Community Residents at Factoria Mall
https://new.littlemastersclub.org/events/20251004-moonlight-melodies-concert-at-factoria-
mall
09/07/2025 - Celebrating National Grandparents Day with Belle Harbour Residents
https://new.littlemastersclub.org/events/20250907-performing-for-seniors-program-
celebrating-national-grandparents-day-with-belle-harbour
08/31/2025 - 2025 Melodies for Love Fundraising Concert
https://new.littlemastersclub.org/events/20250831-melodies-for-love-fundraising-concert
08/30/2025 - 2025 Return Concert at Solista Bellevue
https://new.littlemastersclub.org/events/20250830-performing-for-seniors-return-concert-at-
solista-bellevue
08/16/2025 - 2025 Summer Concerts at Solista Bellevue
https://new.littlemastersclub.org/events/2025-performing-for-seniors-summer-concert-at-
solista-bellevue
07/13/2025 - 2025 Summer Concerts at Belle Harbour
https://new.littlemastersclub.org/events/2025-performing-for-seniors-summer-concert-at-belle-
harbour
06/09/2025 - Our Performing for Seniors Program Receives Community Programming Fund
Grant! ​​​​‌ ‍ ​‍​‍‌‍ ‌ ​‍‌‍‍‌‌‍‌ ‌‍‍‌‌‍ ‍​‍​‍​ ‍‍​‍​‍‌ ​ ‌‍​‌‌‍ ‍‌‍‍‌‌ ‌​‌ ‍‌​‍ ‍‌‍‍‌‌‍ ​‍​‍​‍ ​​‍​‍‌‍‍​‌ ​‍‌‍‌‌‌‍‌‍​‍​‍​ ‍‍​‍​‍‌‍‍​‌ ‌​‌ ‌​‌ ​​​ ‍‍​‍ ​‍ ‌‍ ​‌‍ ‌‍​ ‌‍​‌‌‍ ​‌‍‍​‌‍ ‌ ​ ‌ ‌​​ ‍‍​ ​ ​ ​ ​ ​ ​ ​ ​‍ ‌‍‍‌‌‍ ‍‌ ‌​‌‍‌‌‌‍ ‍‌ ‌​​‍ ‌‍‌‌‌‍‌​‌‍‍‌‌ ‌​​‍ ‌‍ ‌‌‍ ‌‍‌​‌‍‌‌​ ‌‌ ​​‌ ​‍‌‍‌‌‌ ​ ‌‍‌‌‌‍ ‍‌ ‌​‌‍​‌‌ ‌​‌‍‍‌‌‍ ‌‍ ‍​ ‍ ‌‍‍‌‌‍‌​​ ‌‌‍​‌​ ‌ ​ ‌‌‌‍‌​‌‍​‍​ ​‍​ ​‍‌‍​ ​‍ ‌‌‍​ ​ ‌‌‌‍‌​​ ‌​​‍ ‌​ ‌​‌‍‌‌‌‍‌‍‌‍‌​​‍ ‌​ ‍‌‌‍‌‍‌‍​ ‌‍​ ​‍ ‌​ ‌​‌‍​‌‌‍‌‍​ ​‌​ ‌‌​ ‌‌‌‍​‌​ ​ ​ ‌ ​ ‍​​ ‍‌‌‍‌‍​ ‍ ‌ ‌​‌ ‍‌‌ ​​‌‍‌‌​ ‌‌ ​​‌ ​‍‌‍ ‌‍‌ ‌ ​‍‌‍​‌‌‍ ‌​ ‍ ‌ ​​‌‍​‌‌ ‌​‌‍‍​​ ‌‌‍​‍‌‍ ‌‍‌​‌ ‍‌​‍‌‌​ ‌‌‌​​‍‌‌ ‌‍‍ ‌‍‌‌‌ ‍‌​‍‌‌​ ​ ‌​‌​​‍‌‌​ ​ ‌​‌​​‍‌‌​ ​‍​ ​‍‌‍‌‌​ ​ ​ ‌​‌‍‌‌‌‍‌‌​ ​ ​ ‌ ‌‍​‍​ ​‌​ ‌‍​ ‌​​ ‌‌​‍‌‌​ ​‍​ ​‍​‍‌‌​ ‌‌‌​‌​​‍ ‍‌‍​ ‌‍‍​‌‍‍‌‌‍ ​‌‍‌​‌ ​‍‌‍‌‌‌‍ ‍​‍‌‌​ ‌‌‌​​‍‌‌ ‌‍‍ ‌‍‌‌‌ ‍‌​‍‌‌​ ​ ‌​‌​​‍‌‌​ ​ ‌​‌​​‍‌‌​ ​‍​ ​‍​ ‌‌​ ‍​​ ‍‌‌‍​‍​ ‌ ​ ‌‌​ ‌‌​ ​ ‌‍​‍​ ​​​ ​‌​ ​‍​‍‌‌​ ​‍​ ​‍​‍‌‌​ ‌‌‌​‌​​‍ ‍‌ ‌​‌‍‌‌‌ ‍​‌ ‌​​ ‌‍​‍‌‍​‌‌ ​ ‌‍‌‌‌‌‌‌‌ ​‍‌‍ ​​ ‌‌‍‍​‌ ‌​‌ ‌​‌ ​​​‍‌‌​ ​ ‌​​‌​‍‌‌​ ​‍‌​‌‍​‍‌‌​ ​‍‌​‌‍‌‍ ​‌‍ ‌‍​ ‌‍​‌‌‍ ​‌‍‍​‌‍ ‌ ​ ‌ ‌​​‍‌‌​ ​ ‌​​‌​ ​ ​ ​ ​ ​ ​ ​ ​‍‌‍‌‍‍‌‌‍‌​​ ‌‌‍​‌​ ‌ ​ ‌‌‌‍‌​‌‍​‍​ ​‍​ ​‍‌‍​ ​‍ ‌‌‍​ ​ ‌‌‌‍‌​​ ‌​​‍ ‌​ ‌​‌‍‌‌‌‍‌‍‌‍‌​​‍ ‌​ ‍‌‌‍‌‍‌‍​ ‌‍​ ​‍ ‌​ ‌​‌‍​‌‌‍‌‍​ ​‌​ ‌‌​ ‌‌‌‍​‌​ ​ ​ ‌ ​ ‍​​ ‍‌‌‍‌‍​‍‌‍‌ ‌​‌ ‍‌‌ ​​‌‍‌‌​ ‌‌ ​​‌ ​‍‌‍ ‌‍‌ ‌ ​‍‌‍​‌‌‍ ‌​‍‌‍‌ ​​‌‍​‌‌ ‌​‌‍‍​​ ‌‌‍​‍‌‍ ‌‍‌​‌ ‍‌​‍‌‌​ ‌‌‌​​‍‌‌ ‌‍‍ ‌‍‌‌‌ ‍‌​‍‌‌​ ​ ‌​‌​​‍‌‌​ ​ ‌​‌​​‍‌‌​ ​‍​ ​‍‌‍‌‌​ ​ ​ ‌​‌‍‌‌‌‍‌‌​ ​ ​ ‌ ‌‍​‍​ ​‌​ ‌‍​ ‌​​ ‌‌​‍‌‌​ ​‍​ ​‍​‍‌‌​ ‌‌‌​‌​​‍ ‍‌‍​ ‌‍‍​‌‍‍‌‌‍ ​‌‍‌​‌ ​‍‌‍‌‌‌‍ ‍​‍‌‌​ ‌‌‌​​‍‌‌ ‌‍‍ ‌‍‌‌‌ ‍‌​‍‌‌​ ​ ‌​‌​​‍‌‌​ ​ ‌​‌​​‍‌‌​ ​‍​ ​‍​ ‌‌​ ‍​​ ‍‌‌‍​‍​ ‌ ​ ‌‌​ ‌‌​ ​ ‌‍​‍​ ​​​ ​‌​ ​‍​‍‌‌​ ​‍​ ​‍​‍‌‌​ ‌‌‌​‌​​‍ ‍‌ ‌​‌‍‌‌‌ ‍​‌ ‌​​‍​‍‌ ‌ https://new.littlemastersclub.org/events/our-performing-for-seniors-program-receives-
community-programming-fund-grant
05/28/2025 - Our Performing for Seniors Program Received a Community Leadership Award
https://new.littlemastersclub.org/events/community-leadership-award-recognition
05/24/2025 - 2025 Spring Concerts at the Bellettini
https://new.littlemastersclub.org/newsletter/2025-psp-spring-concerts-at-the-senior-homes
04/13/2025 - 2025 Spring Concerts at Kin On Healthcare Center and Aegis Gardens
https://new.littlemastersclub.org/newsletter/2025-psp-spring-concerts-at-the-senior-homes
03/27/2025 - 2025 Melodies for Love Fundraising Concert Ticket Sale
https://new.littlemastersclub.org/events/melodies-for-love-fundraising-concert-tickets-now-on-
sale
03/14/25 - 2025 Melodies for Love Fundraising Concert Program Sign up
https://new.littlemastersclub.org/events/2025-melodies-for-love-fundraising-concert-program-
sign-up
02/24/25 ​​​​‌ ‍ ​‍​‍‌‍ ‌ ​‍‌‍‍‌‌‍‌ ‌‍‍‌‌‍ ‍​‍​‍​ ‍‍​‍​‍‌ ​ ‌‍​‌‌‍ ‍‌‍‍‌‌ ‌​‌ ‍‌​‍ ‍‌‍‍‌‌‍ ​‍​‍​‍ ​​‍​‍‌‍‍​‌ ​‍‌‍‌‌‌‍‌‍​‍​‍​ ‍‍​‍​‍‌‍‍​‌ ‌​‌ ‌​‌ ​​​ ‍‍​‍ ​‍ ‌‍ ​‌‍ ‌‍​ ‌‍​‌‌‍ ​‌‍‍​‌‍ ‌ ​ ‌ ‌​​ ‍‍​ ​ ​ ​ ​ ​ ​ ​ ​‍ ‌‍‍‌‌‍ ‍‌ ‌​‌‍‌‌‌‍ ‍‌ ‌​​‍ ‌‍‌‌‌‍‌​‌‍‍‌‌ ‌​​‍ ‌‍ ‌‌‍ ‌‍‌​‌‍‌‌​ ‌‌ ​​‌ ​‍‌‍‌‌‌ ​ ‌‍‌‌‌‍ ‍‌ ‌​‌‍​‌‌ ‌​‌‍‍‌‌‍ ‌‍ ‍​ ‍ ‌‍‍‌‌‍‌​​ ‌‌‍​‌​ ‌ ​ ‌‌‌‍‌​‌‍​‍​ ​‍​ ​‍‌‍​ ​‍ ‌‌‍​ ​ ‌‌‌‍‌​​ ‌​​‍ ‌​ ‌​‌‍‌‌‌‍‌‍‌‍‌​​‍ ‌​ ‍‌‌‍‌‍‌‍​ ‌‍​ ​‍ ‌​ ‌​‌‍​‌‌‍‌‍​ ​‌​ ‌‌​ ‌‌‌‍​‌​ ​ ​ ‌ ​ ‍​​ ‍‌‌‍‌‍​ ‍ ‌ ‌​‌ ‍‌‌ ​​‌‍‌‌​ ‌‌ ​​‌ ​‍‌‍ ‌‍‌ ‌ ​‍‌‍​‌‌‍ ‌​ ‍ ‌ ​​‌‍​‌‌ ‌​‌‍‍​​ ‌‌‍​‍‌‍ ‌‍‌​‌ ‍‌​‍‌‌​ ‌‌‌​​‍‌‌ ‌‍‍ ‌‍‌‌‌ ‍‌​‍‌‌​ ​ ‌​‌​​‍‌‌​ ​ ‌​‌​​‍‌‌​ ​‍​ ​‍​ ‌‌‌‍‌‍​ ​‌‌‍​ ‌‍‌‍​ ‌​‌‍​‍​ ​​​ ‌​‌‍‌‍​ ​‍‌‍​‌​‍‌‌​ ​‍​ ​‍​‍‌‌​ ‌‌‌​‌​​‍ ‍‌‍​ ‌‍‍​‌‍‍‌‌‍ ​‌‍‌​‌ ​‍‌‍‌‌‌‍ ‍​‍‌‌​ ‌‌‌​​‍‌‌ ‌‍‍ ‌‍‌‌‌ ‍‌​‍‌‌​ ​ ‌​‌​​‍‌‌​ ​ ‌​‌​​‍‌‌​ ​‍​ ​‍‌‍‌‌​ ‍‌‌‍‌​​ ‌‍​ ‍​​ ‌‍​ ‌‌‌‍‌‍​ ‌‌​ ‌​‌‍‌​​ ‌‌​‍‌‌​ ​‍​ ​‍​‍‌‌​ ‌‌‌​‌​​‍ ‍‌ ‌​‌‍‌‌‌ ‍​‌ ‌​​ ‌‍​‍‌‍​‌‌ ​ ‌‍‌‌‌‌‌‌‌ ​‍‌‍ ​​ ‌‌‍‍​‌ ‌​‌ ‌​‌ ​​​‍‌‌​ ​ ‌​​‌​‍‌‌​ ​‍‌​‌‍​‍‌‌​ ​‍‌​‌‍‌‍ ​‌‍ ‌‍​ ‌‍​‌‌‍ ​‌‍‍​‌‍ ‌ ​ ‌ ‌​​‍‌‌​ ​ ‌​​‌​ ​ ​ ​ ​ ​ ​ ​ ​‍‌‍‌‍‍‌‌‍‌​​ ‌‌‍​‌​ ‌ ​ ‌‌‌‍‌​‌‍​‍​ ​‍​ ​‍‌‍​ ​‍ ‌‌‍​ ​ ‌‌‌‍‌​​ ‌​​‍ ‌​ ‌​‌‍‌‌‌‍‌‍‌‍‌​​‍ ‌​ ‍‌‌‍‌‍‌‍​ ‌‍​ ​‍ ‌​ ‌​‌‍​‌‌‍‌‍​ ​‌​ ‌‌​ ‌‌‌‍​‌​ ​ ​ ‌ ​ ‍​​ ‍‌‌‍‌‍​‍‌‍‌ ‌​‌ ‍‌‌ ​​‌‍‌‌​ ‌‌ ​​‌ ​‍‌‍ ‌‍‌ ‌ ​‍‌‍​‌‌‍ ‌​‍‌‍‌ ​​‌‍​‌‌ ‌​‌‍‍​​ ‌‌‍​‍‌‍ ‌‍‌​‌ ‍‌​‍‌‌​ ‌‌‌​​‍‌‌ ‌‍‍ ‌‍‌‌‌ ‍‌​‍‌‌​ ​ ‌​‌​​‍‌‌​ ​ ‌​‌​​‍‌‌​ ​‍​ ​‍​ ‌‌‌‍‌‍​ ​‌‌‍​ ‌‍‌‍​ ‌​‌‍​‍​ ​​​ ‌​‌‍‌‍​ ​‍‌‍​‌​‍‌‌​ ​‍​ ​‍​‍‌‌​ ‌‌‌​‌​​‍ ‍‌‍​ ‌‍‍​‌‍‍‌‌‍ ​‌‍‌​‌ ​‍‌‍‌‌‌‍ ‍​‍‌‌​ ‌‌‌​​‍‌‌ ‌‍‍ ‌‍‌‌‌ ‍‌​‍‌‌​ ​ ‌​‌​​‍‌‌​ ​ ‌​‌​​‍‌‌​ ​‍​ ​‍‌‍‌‌​ ‍‌‌‍‌​​ ‌‍​ ‍​​ ‌‍​ ‌‌‌‍‌‍​ ‌‌​ ‌​‌‍‌​​ ‌‌​‍‌‌​ ​‍​ ​‍​‍‌‌​ ‌‌‌​‌​​‍ ‍‌ ‌​‌‍‌‌‌ ‍​‌ ‌​​‍​‍‌ ‌ - https://new.littlemastersclub.org/events/lmc-performing-for-seniors-2025​​​​‌ ‍ ​‍​‍‌‍ ‌ ​‍‌‍‍‌‌‍‌ ‌‍‍‌‌‍ ‍​‍​‍​ ‍‍​‍​‍‌ ​ ‌‍​‌‌‍ ‍‌‍‍‌‌ ‌​‌ ‍‌​‍ ‍‌‍‍‌‌‍ ​‍​‍​‍ ​​‍​‍‌‍‍​‌ ​‍‌‍‌‌‌‍‌‍​‍​‍​ ‍‍​‍​‍‌‍‍​‌ ‌​‌ ‌​‌ ​​​ ‍‍​‍ ​‍ ‌‍ ​‌‍ ‌‍​ ‌‍​‌‌‍ ​‌‍‍​‌‍ ‌ ​ ‌ ‌​​ ‍‍​ ​ ​ ​ ​ ​ ​ ​ ​‍ ‌‍‍‌‌‍ ‍‌ ‌​‌‍‌‌‌‍ ‍‌ ‌​​‍ ‌‍‌‌‌‍‌​‌‍‍‌‌ ‌​​‍ ‌‍ ‌‌‍ ‌‍‌​‌‍‌‌​ ‌‌ ​​‌ ​‍‌‍‌‌‌ ​ ‌‍‌‌‌‍ ‍‌ ‌​‌‍​‌‌ ‌​‌‍‍‌‌‍ ‌‍ ‍​ ‍ ‌‍‍‌‌‍‌​​ ‌‌‍​‌​ ‌ ​ ‌‌‌‍‌​‌‍​‍​ ​‍​ ​‍‌‍​ ​‍ ‌‌‍​ ​ ‌‌‌‍‌​​ ‌​​‍ ‌​ ‌​‌‍‌‌‌‍‌‍‌‍‌​​‍ ‌​ ‍‌‌‍‌‍‌‍​ ‌‍​ ​‍ ‌​ ‌​‌‍​‌‌‍‌‍​ ​‌​ ‌‌​ ‌‌‌‍​‌​ ​ ​ ‌ ​ ‍​​ ‍‌‌‍‌‍​ ‍ ‌ ‌​‌ ‍‌‌ ​​‌‍‌‌​ ‌‌ ​​‌ ​‍‌‍ ‌‍‌ ‌ ​‍‌‍​‌‌‍ ‌​ ‍ ‌ ​​‌‍​‌‌ ‌​‌‍‍​​ ‌‌‍​‍‌‍ ‌‍‌​‌ ‍‌​‍‌‌​ ‌‌‌​​‍‌‌ ‌‍‍ ‌‍‌‌‌ ‍‌​‍‌‌​ ​ ‌​‌​​‍‌‌​ ​ ‌​‌​​‍‌‌​ ​‍​ ​‍​ ‌‌‌‍‌‍​ ​‌‌‍​ ‌‍‌‍​ ‌​‌‍​‍​ ​​​ ‌​‌‍‌‍​ ​‍‌‍​‌​‍‌‌​ ​‍​ ​‍​‍‌‌​ ‌‌‌​‌​​‍ ‍‌‍​ ‌‍‍​‌‍‍‌‌‍ ​‌‍‌​‌ ​‍‌‍‌‌‌‍ ‍​‍‌‌​ ‌‌‌​​‍‌‌ ‌‍‍ ‌‍‌‌‌ ‍‌​‍‌‌​ ​ ‌​‌​​‍‌‌​ ​ ‌​‌​​‍‌‌​ ​‍​ ​‍​ ​ ‌‍​ ‌‍‌‌​ ‌‌​ ​‌​ ‌ ​ ​ ‌‍‌‌​ ‌ ​ ‌ ‌‍‌​‌‍​ ​‍‌‌​ ​‍​ ​‍​‍‌‌​ ‌‌‌​‌​​‍ ‍‌ ‌​‌‍‌‌‌ ‍​‌ ‌​​ ‌‍​‍‌‍​‌‌ ​ ‌‍‌‌‌‌‌‌‌ ​‍‌‍ ​​ ‌‌‍‍​‌ ‌​‌ ‌​‌ ​​​‍‌‌​ ​ ‌​​‌​‍‌‌​ ​‍‌​‌‍​‍‌‌​ ​‍‌​‌‍‌‍ ​‌‍ ‌‍​ ‌‍​‌‌‍ ​‌‍‍​‌‍ ‌ ​ ‌ ‌​​‍‌‌​ ​ ‌​​‌​ ​ ​ ​ ​ ​ ​ ​ ​‍‌‍‌‍‍‌‌‍‌​​ ‌‌‍​‌​ ‌ ​ ‌‌‌‍‌​‌‍​‍​ ​‍​ ​‍‌‍​ ​‍ ‌‌‍​ ​ ‌‌‌‍‌​​ ‌​​‍ ‌​ ‌​‌‍‌‌‌‍‌‍‌‍‌​​‍ ‌​ ‍‌‌‍‌‍‌‍​ ‌‍​ ​‍ ‌​ ‌​‌‍​‌‌‍‌‍​ ​‌​ ‌‌​ ‌‌‌‍​‌​ ​ ​ ‌ ​ ‍​​ ‍‌‌‍‌‍​‍‌‍‌ ‌​‌ ‍‌‌ ​​‌‍‌‌​ ‌‌ ​​‌ ​‍‌‍ ‌‍‌ ‌ ​‍‌‍​‌‌‍ ‌​‍‌‍‌ ​​‌‍​‌‌ ‌​‌‍‍​​ ‌‌‍​‍‌‍ ‌‍‌​‌ ‍‌​‍‌‌​ ‌‌‌​​‍‌‌ ‌‍‍ ‌‍‌‌‌ ‍‌​‍‌‌​ ​ ‌​‌​​‍‌‌​ ​ ‌​‌​​‍‌‌​ ​‍​ ​‍​ ‌‌‌‍‌‍​ ​‌‌‍​ ‌‍‌‍​ ‌​‌‍​‍​ ​​​ ‌​‌‍‌‍​ ​‍‌‍​‌​‍‌‌​ ​‍​ ​‍​‍‌‌​ ‌‌‌​‌​​‍ ‍‌‍​ ‌‍‍​‌‍‍‌‌‍ ​‌‍‌​‌ ​‍‌‍‌‌‌‍ ‍​‍‌‌​ ‌‌‌​​‍‌‌ ‌‍‍ ‌‍‌‌‌ ‍‌​‍‌‌​ ​ ‌​‌​​‍‌‌​ ​ ‌​‌​​‍‌‌​ ​‍​ ​‍​ ​ ‌‍​ ‌‍‌‌​ ‌‌​ ​‌​ ‌ ​ ​ ‌‍‌‌​ ‌ ​ ‌ ‌‍‌​‌‍​ ​‍‌‌​ ​‍​ ​‍​‍‌‌​ ‌‌‌​‌​​‍ ‍‌ ‌​‌‍‌‌‌ ‍​‌ ‌​​‍​‍‌ ‌
01/04/25 ​​​​‌ ‍ ​‍​‍‌‍ ‌ ​‍‌‍‍‌‌‍‌ ‌‍‍‌‌‍ ‍​‍​‍​ ‍‍​‍​‍‌ ​ ‌‍​‌‌‍ ‍‌‍‍‌‌ ‌​‌ ‍‌​‍ ‍‌‍‍‌‌‍ ​‍​‍​‍ ​​‍​‍‌‍‍​‌ ​‍‌‍‌‌‌‍‌‍​‍​‍​ ‍‍​‍​‍‌‍‍​‌ ‌​‌ ‌​‌ ​​​ ‍‍​‍ ​‍ ‌‍ ​‌‍ ‌‍​ ‌‍​‌‌‍ ​‌‍‍​‌‍ ‌ ​ ‌ ‌​​ ‍‍​ ​ ​ ​ ​ ​ ​ ​ ​‍ ‌‍‍‌‌‍ ‍‌ ‌​‌‍‌‌‌‍ ‍‌ ‌​​‍ ‌‍‌‌‌‍‌​‌‍‍‌‌ ‌​​‍ ‌‍ ‌‌‍ ‌‍‌​‌‍‌‌​ ‌‌ ​​‌ ​‍‌‍‌‌‌ ​ ‌‍‌‌‌‍ ‍‌ ‌​‌‍​‌‌ ‌​‌‍‍‌‌‍ ‌‍ ‍​ ‍ ‌‍‍‌‌‍‌​​ ‌‌‍​‌​ ‌ ​ ‌‌‌‍‌​‌‍​‍​ ​‍​ ​‍‌‍​ ​‍ ‌‌‍​ ​ ‌‌‌‍‌​​ ‌​​‍ ‌​ ‌​‌‍‌‌‌‍‌‍‌‍‌​​‍ ‌​ ‍‌‌‍‌‍‌‍​ ‌‍​ ​‍ ‌​ ‌​‌‍​‌‌‍‌‍​ ​‌​ ‌‌​ ‌‌‌‍​‌​ ​ ​ ‌ ​ ‍​​ ‍‌‌‍‌‍​ ‍ ‌ ‌​‌ ‍‌‌ ​​‌‍‌‌​ ‌‌ ​​‌ ​‍‌‍ ‌‍‌ ‌ ​‍‌‍​‌‌‍ ‌​ ‍ ‌ ​​‌‍​‌‌ ‌​‌‍‍​​ ‌‌‍​‍‌‍ ‌‍‌​‌ ‍‌​‍‌‌​ ‌‌‌​​‍‌‌ ‌‍‍ ‌‍‌‌‌ ‍‌​‍‌‌​ ​ ‌​‌​​‍‌‌​ ​ ‌​‌​​‍‌‌​ ​‍​ ​‍​ ‍​‌‍‌​​ ​‌‌‍​‍‌‍​ ​ ‍​‌‍​‌‌‍​‌‌‍​‍​ ‌​​ ‌​‌‍‌​​‍‌‌​ ​‍​ ​‍​‍‌‌​ ‌‌‌​‌​​‍ ‍‌‍​ ‌‍‍​‌‍‍‌‌‍ ​‌‍‌​‌ ​‍‌‍‌‌‌‍ ‍​‍‌‌​ ‌‌‌​​‍‌‌ ‌‍‍ ‌‍‌‌‌ ‍‌​‍‌‌​ ​ ‌​‌​​‍‌‌​ ​ ‌​‌​​‍‌‌​ ​‍​ ​‍​ ​‌‌‍​‍​ ‍​‌‍​ ​ ​‍‌‍‌​​ ‌ ‌‍​‌​ ‌​​ ​​​ ​ ​ ​‍​‍‌‌​ ​‍​ ​‍​‍‌‌​ ‌‌‌​‌​​‍ ‍‌ ‌​‌‍‌‌‌ ‍​‌ ‌​​ ‌‍​‍‌‍​‌‌ ​ ‌‍‌‌‌‌‌‌‌ ​‍‌‍ ​​ ‌‌‍‍​‌ ‌​‌ ‌​‌ ​​​‍‌‌​ ​ ‌​​‌​‍‌‌​ ​‍‌​‌‍​‍‌‌​ ​‍‌​‌‍‌‍ ​‌‍ ‌‍​ ‌‍​‌‌‍ ​‌‍‍​‌‍ ‌ ​ ‌ ‌​​‍‌‌​ ​ ‌​​‌​ ​ ​ ​ ​ ​ ​ ​ ​‍‌‍‌‍‍‌‌‍‌​​ ‌‌‍​‌​ ‌ ​ ‌‌‌‍‌​‌‍​‍​ ​‍​ ​‍‌‍​ ​‍ ‌‌‍​ ​ ‌‌‌‍‌​​ ‌​​‍ ‌​ ‌​‌‍‌‌‌‍‌‍‌‍‌​​‍ ‌​ ‍‌‌‍‌‍‌‍​ ‌‍​ ​‍ ‌​ ‌​‌‍​‌‌‍‌‍​ ​‌​ ‌‌​ ‌‌‌‍​‌​ ​ ​ ‌ ​ ‍​​ ‍‌‌‍‌‍​‍‌‍‌ ‌​‌ ‍‌‌ ​​‌‍‌‌​ ‌‌ ​​‌ ​‍‌‍ ‌‍‌ ‌ ​‍‌‍​‌‌‍ ‌​‍‌‍‌ ​​‌‍​‌‌ ‌​‌‍‍​​ ‌‌‍​‍‌‍ ‌‍‌​‌ ‍‌​‍‌‌​ ‌‌‌​​‍‌‌ ‌‍‍ ‌‍‌‌‌ ‍‌​‍‌‌​ ​ ‌​‌​​‍‌‌​ ​ ‌​‌​​‍‌‌​ ​‍​ ​‍​ ‍​‌‍‌​​ ​‌‌‍​‍‌‍​ ​ ‍​‌‍​‌‌‍​‌‌‍​‍​ ‌​​ ‌​‌‍‌​​‍‌‌​ ​‍​ ​‍​‍‌‌​ ‌‌‌​‌​​‍ ‍‌‍​ ‌‍‍​‌‍‍‌‌‍ ​‌‍‌​‌ ​‍‌‍‌‌‌‍ ‍​‍‌‌​ ‌‌‌​​‍‌‌ ‌‍‍ ‌‍‌‌‌ ‍‌​‍‌‌​ ​ ‌​‌​​‍‌‌​ ​ ‌​‌​​‍‌‌​ ​‍​ ​‍​ ​‌‌‍​‍​ ‍​‌‍​ ​ ​‍‌‍‌​​ ‌ ‌‍​‌​ ‌​​ ​​​ ​ ​ ​‍​‍‌‌​ ​‍​ ​‍​‍‌‌​ ‌‌‌​‌​​‍ ‍‌ ‌​‌‍‌‌‌ ‍​‌ ‌​​‍​‍‌ ‌ - https://new.littlemastersclub.org/events/lmc-performing-for-seniors-20252​​​​‌ ‍ ​‍​‍‌‍ ‌ ​‍‌‍‍‌‌‍‌ ‌‍‍‌‌‍ ‍​‍​‍​ ‍‍​‍​‍‌ ​ ‌‍​‌‌‍ ‍‌‍‍‌‌ ‌​‌ ‍‌​‍ ‍‌‍‍‌‌‍ ​‍​‍​‍ ​​‍​‍‌‍‍​‌ ​‍‌‍‌‌‌‍‌‍​‍​‍​ ‍‍​‍​‍‌‍‍​‌ ‌​‌ ‌​‌ ​​​ ‍‍​‍ ​‍ ‌‍ ​‌‍ ‌‍​ ‌‍​‌‌‍ ​‌‍‍​‌‍ ‌ ​ ‌ ‌​​ ‍‍​ ​ ​ ​ ​ ​ ​ ​ ​‍ ‌‍‍‌‌‍ ‍‌ ‌​‌‍‌‌‌‍ ‍‌ ‌​​‍ ‌‍‌‌‌‍‌​‌‍‍‌‌ ‌​​‍ ‌‍ ‌‌‍ ‌‍‌​‌‍‌‌​ ‌‌ ​​‌ ​‍‌‍‌‌‌ ​ ‌‍‌‌‌‍ ‍‌ ‌​‌‍​‌‌ ‌​‌‍‍‌‌‍ ‌‍ ‍​ ‍ ‌‍‍‌‌‍‌​​ ‌‌‍​‌​ ‌ ​ ‌‌‌‍‌​‌‍​‍​ ​‍​ ​‍‌‍​ ​‍ ‌‌‍​ ​ ‌‌‌‍‌​​ ‌​​‍ ‌​ ‌​‌‍‌‌‌‍‌‍‌‍‌​​‍ ‌​ ‍‌‌‍‌‍‌‍​ ‌‍​ ​‍ ‌​ ‌​‌‍​‌‌‍‌‍​ ​‌​ ‌‌​ ‌‌‌‍​‌​ ​ ​ ‌ ​ ‍​​ ‍‌‌‍‌‍​ ‍ ‌ ‌​‌ ‍‌‌ ​​‌‍‌‌​ ‌‌ ​​‌ ​‍‌‍ ‌‍‌ ‌ ​‍‌‍​‌‌‍ ‌​ ‍ ‌ ​​‌‍​‌‌ ‌​‌‍‍​​ ‌‌‍​‍‌‍ ‌‍‌​‌ ‍‌​‍‌‌​ ‌‌‌​​‍‌‌ ‌‍‍ ‌‍‌‌‌ ‍‌​‍‌‌​ ​ ‌​‌​​‍‌‌​ ​ ‌​‌​​‍‌‌​ ​‍​ ​‍​ ‍​‌‍‌​​ ​‌‌‍​‍‌‍​ ​ ‍​‌‍​‌‌‍​‌‌‍​‍​ ‌​​ ‌​‌‍‌​​‍‌‌​ ​‍​ ​‍​‍‌‌​ ‌‌‌​‌​​‍ ‍‌‍​ ‌‍‍​‌‍‍‌‌‍ ​‌‍‌​‌ ​‍‌‍‌‌‌‍ ‍​‍‌‌​ ‌‌‌​​‍‌‌ ‌‍‍ ‌‍‌‌‌ ‍‌​‍‌‌​ ​ ‌​‌​​‍‌‌​ ​ ‌​‌​​‍‌‌​ ​‍​ ​‍​ ‌‌‌‍​‌‌‍‌‌​ ‍‌‌‍​‍​ ​​‌‍​‍​ ‌ ‌‍‌‌‌‍​‌​ ​‍​ ​​​‍‌‌​ ​‍​ ​‍​‍‌‌​ ‌‌‌​‌​​‍ ‍‌ ‌​‌‍‌‌‌ ‍​‌ ‌​​ ‌‍​‍‌‍​‌‌ ​ ‌‍‌‌‌‌‌‌‌ ​‍‌‍ ​​ ‌‌‍‍​‌ ‌​‌ ‌​‌ ​​​‍‌‌​ ​ ‌​​‌​‍‌‌​ ​‍‌​‌‍​‍‌‌​ ​‍‌​‌‍‌‍ ​‌‍ ‌‍​ ‌‍​‌‌‍ ​‌‍‍​‌‍ ‌ ​ ‌ ‌​​‍‌‌​ ​ ‌​​‌​ ​ ​ ​ ​ ​ ​ ​ ​‍‌‍‌‍‍‌‌‍‌​​ ‌‌‍​‌​ ‌ ​ ‌‌‌‍‌​‌‍​‍​ ​‍​ ​‍‌‍​ ​‍ ‌‌‍​ ​ ‌‌‌‍‌​​ ‌​​‍ ‌​ ‌​‌‍‌‌‌‍‌‍‌‍‌​​‍ ‌​ ‍‌‌‍‌‍‌‍​ ‌‍​ ​‍ ‌​ ‌​‌‍​‌‌‍‌‍​ ​‌​ ‌‌​ ‌‌‌‍​‌​ ​ ​ ‌ ​ ‍​​ ‍‌‌‍‌‍​‍‌‍‌ ‌​‌ ‍‌‌ ​​‌‍‌‌​ ‌‌ ​​‌ ​‍‌‍ ‌‍‌ ‌ ​‍‌‍​‌‌‍ ‌​‍‌‍‌ ​​‌‍​‌‌ ‌​‌‍‍​​ ‌‌‍​‍‌‍ ‌‍‌​‌ ‍‌​‍‌‌​ ‌‌‌​​‍‌‌ ‌‍‍ ‌‍‌‌‌ ‍‌​‍‌‌​ ​ ‌​‌​​‍‌‌​ ​ ‌​‌​​‍‌‌​ ​‍​ ​‍​ ‍​‌‍‌​​ ​‌‌‍​‍‌‍​ ​ ‍​‌‍​‌‌‍​‌‌‍​‍​ ‌​​ ‌​‌‍‌​​‍‌‌​ ​‍​ ​‍​‍‌‌​ ‌‌‌​‌​​‍ ‍‌‍​ ‌‍‍​‌‍‍‌‌‍ ​‌‍‌​‌ ​‍‌‍‌‌‌‍ ‍​‍‌‌​ ‌‌‌​​‍‌‌ ‌‍‍ ‌‍‌‌‌ ‍‌​‍‌‌​ ​ ‌​‌​​‍‌‌​ ​ ‌​‌​​‍‌‌​ ​‍​ ​‍​ ‌‌‌‍​‌‌‍‌‌​ ‍‌‌‍​‍​ ​​‌‍​‍​ ‌ ‌‍‌‌‌‍​‌​ ​‍​ ​​​‍‌‌​ ​‍​ ​‍​‍‌‌​ ‌‌‌​‌​​‍ ‍‌ ‌​‌‍‌‌‌ ‍​‌ ‌​​‍​‍‌ ‌
12/25/24 ​​​​‌ ‍ ​‍​‍‌‍ ‌ ​‍‌‍‍‌‌‍‌ ‌‍‍‌‌‍ ‍​‍​‍​ ‍‍​‍​‍‌ ​ ‌‍​‌‌‍ ‍‌‍‍‌‌ ‌​‌ ‍‌​‍ ‍‌‍‍‌‌‍ ​‍​‍​‍ ​​‍​‍‌‍‍​‌ ​‍‌‍‌‌‌‍‌‍​‍​‍​ ‍‍​‍​‍‌‍‍​‌ ‌​‌ ‌​‌ ​​​ ‍‍​‍ ​‍ ‌‍ ​‌‍ ‌‍​ ‌‍​‌‌‍ ​‌‍‍​‌‍ ‌ ​ ‌ ‌​​ ‍‍​ ​ ​ ​ ​ ​ ​ ​ ​‍ ‌‍‍‌‌‍ ‍‌ ‌​‌‍‌‌‌‍ ‍‌ ‌​​‍ ‌‍‌‌‌‍‌​‌‍‍‌‌ ‌​​‍ ‌‍ ‌‌‍ ‌‍‌​‌‍‌‌​ ‌‌ ​​‌ ​‍‌‍‌‌‌ ​ ‌‍‌‌‌‍ ‍‌ ‌​‌‍​‌‌ ‌​‌‍‍‌‌‍ ‌‍ ‍​ ‍ ‌‍‍‌‌‍‌​​ ‌‌‍​‌​ ‌ ​ ‌‌‌‍‌​‌‍​‍​ ​‍​ ​‍‌‍​ ​‍ ‌‌‍​ ​ ‌‌‌‍‌​​ ‌​​‍ ‌​ ‌​‌‍‌‌‌‍‌‍‌‍‌​​‍ ‌​ ‍‌‌‍‌‍‌‍​ ‌‍​ ​‍ ‌​ ‌​‌‍​‌‌‍‌‍​ ​‌​ ‌‌​ ‌‌‌‍​‌​ ​ ​ ‌ ​ ‍​​ ‍‌‌‍‌‍​ ‍ ‌ ‌​‌ ‍‌‌ ​​‌‍‌‌​ ‌‌ ​​‌ ​‍‌‍ ‌‍‌ ‌ ​‍‌‍​‌‌‍ ‌​ ‍ ‌ ​​‌‍​‌‌ ‌​‌‍‍​​ ‌‌‍​‍‌‍ ‌‍‌​‌ ‍‌​‍‌‌​ ‌‌‌​​‍‌‌ ‌‍‍ ‌‍‌‌‌ ‍‌​‍‌‌​ ​ ‌​‌​​‍‌‌​ ​ ‌​‌​​‍‌‌​ ​‍​ ​‍‌‍​‌​ ​‌​ ‌‍​ ‌ ‌‍​ ​ ‌‍​ ‌‍​ ‍​​ ​​‌‍​‌‌‍‌​‌‍​ ​‍‌‌​ ​‍​ ​‍​‍‌‌​ ‌‌‌​‌​​‍ ‍‌‍​ ‌‍‍​‌‍‍‌‌‍ ​‌‍‌​‌ ​‍‌‍‌‌‌‍ ‍​‍‌‌​ ‌‌‌​​‍‌‌ ‌‍‍ ‌‍‌‌‌ ‍‌​‍‌‌​ ​ ‌​‌​​‍‌‌​ ​ ‌​‌​​‍‌‌​ ​‍​ ​‍​ ‍​​ ​​​ ‌‍‌‍‌‌​ ‌​​ ‌ ​ ​‍​ ​​​ ​‌​ ‌​​ ‌‍‌‍‌​​‍‌‌​ ​‍​ ​‍​‍‌‌​ ‌‌‌​‌​​‍ ‍‌ ‌​‌‍‌‌‌ ‍​‌ ‌​​ ‌‍​‍‌‍​‌‌ ​ ‌‍‌‌‌‌‌‌‌ ​‍‌‍ ​​ ‌‌‍‍​‌ ‌​‌ ‌​‌ ​​​‍‌‌​ ​ ‌​​‌​‍‌‌​ ​‍‌​‌‍​‍‌‌​ ​‍‌​‌‍‌‍ ​‌‍ ‌‍​ ‌‍​‌‌‍ ​‌‍‍​‌‍ ‌ ​ ‌ ‌​​‍‌‌​ ​ ‌​​‌​ ​ ​ ​ ​ ​ ​ ​ ​‍‌‍‌‍‍‌‌‍‌​​ ‌‌‍​‌​ ‌ ​ ‌‌‌‍‌​‌‍​‍​ ​‍​ ​‍‌‍​ ​‍ ‌‌‍​ ​ ‌‌‌‍‌​​ ‌​​‍ ‌​ ‌​‌‍‌‌‌‍‌‍‌‍‌​​‍ ‌​ ‍‌‌‍‌‍‌‍​ ‌‍​ ​‍ ‌​ ‌​‌‍​‌‌‍‌‍​ ​‌​ ‌‌​ ‌‌‌‍​‌​ ​ ​ ‌ ​ ‍​​ ‍‌‌‍‌‍​‍‌‍‌ ‌​‌ ‍‌‌ ​​‌‍‌‌​ ‌‌ ​​‌ ​‍‌‍ ‌‍‌ ‌ ​‍‌‍​‌‌‍ ‌​‍‌‍‌ ​​‌‍​‌‌ ‌​‌‍‍​​ ‌‌‍​‍‌‍ ‌‍‌​‌ ‍‌​‍‌‌​ ‌‌‌​​‍‌‌ ‌‍‍ ‌‍‌‌‌ ‍‌​‍‌‌​ ​ ‌​‌​​‍‌‌​ ​ ‌​‌​​‍‌‌​ ​‍​ ​‍‌‍​‌​ ​‌​ ‌‍​ ‌ ‌‍​ ​ ‌‍​ ‌‍​ ‍​​ ​​‌‍​‌‌‍‌​‌‍​ ​‍‌‌​ ​‍​ ​‍​‍‌‌​ ‌‌‌​‌​​‍ ‍‌‍​ ‌‍‍​‌‍‍‌‌‍ ​‌‍‌​‌ ​‍‌‍‌‌‌‍ ‍​‍‌‌​ ‌‌‌​​‍‌‌ ‌‍‍ ‌‍‌‌‌ ‍‌​‍‌‌​ ​ ‌​‌​​‍‌‌​ ​ ‌​‌​​‍‌‌​ ​‍​ ​‍​ ‍​​ ​​​ ‌‍‌‍‌‌​ ‌​​ ‌ ​ ​‍​ ​​​ ​‌​ ‌​​ ‌‍‌‍‌​​‍‌‌​ ​‍​ ​‍​‍‌‌​ ‌‌‌​‌​​‍ ‍‌ ‌​‌‍‌‌‌ ‍​‌ ‌​​‍​‍‌ ‌ - https://new.littlemastersclub.org/events/lmc-performing-for-seniors-program-2024​​​​‌ ‍ ​‍​‍‌‍ ‌ ​‍‌‍‍‌‌‍‌ ‌‍‍‌‌‍ ‍​‍​‍​ ‍‍​‍​‍‌ ​ ‌‍​‌‌‍ ‍‌‍‍‌‌ ‌​‌ ‍‌​‍ ‍‌‍‍‌‌‍ ​‍​‍​‍ ​​‍​‍‌‍‍​‌ ​‍‌‍‌‌‌‍‌‍​‍​‍​ ‍‍​‍​‍‌‍‍​‌ ‌​‌ ‌​‌ ​​​ ‍‍​‍ ​‍ ‌‍ ​‌‍ ‌‍​ ‌‍​‌‌‍ ​‌‍‍​‌‍ ‌ ​ ‌ ‌​​ ‍‍​ ​ ​ ​ ​ ​ ​ ​ ​‍ ‌‍‍‌‌‍ ‍‌ ‌​‌‍‌‌‌‍ ‍‌ ‌​​‍ ‌‍‌‌‌‍‌​‌‍‍‌‌ ‌​​‍ ‌‍ ‌‌‍ ‌‍‌​‌‍‌‌​ ‌‌ ​​‌ ​‍‌‍‌‌‌ ​ ‌‍‌‌‌‍ ‍‌ ‌​‌‍​‌‌ ‌​‌‍‍‌‌‍ ‌‍ ‍​ ‍ ‌‍‍‌‌‍‌​​ ‌‌‍​‌​ ‌ ​ ‌‌‌‍‌​‌‍​‍​ ​‍​ ​‍‌‍​ ​‍ ‌‌‍​ ​ ‌‌‌‍‌​​ ‌​​‍ ‌​ ‌​‌‍‌‌‌‍‌‍‌‍‌​​‍ ‌​ ‍‌‌‍‌‍‌‍​ ‌‍​ ​‍ ‌​ ‌​‌‍​‌‌‍‌‍​ ​‌​ ‌‌​ ‌‌‌‍​‌​ ​ ​ ‌ ​ ‍​​ ‍‌‌‍‌‍​ ‍ ‌ ‌​‌ ‍‌‌ ​​‌‍‌‌​ ‌‌ ​​‌ ​‍‌‍ ‌‍‌ ‌ ​‍‌‍​‌‌‍ ‌​ ‍ ‌ ​​‌‍​‌‌ ‌​‌‍‍​​ ‌‌‍​‍‌‍ ‌‍‌​‌ ‍‌​‍‌‌​ ‌‌‌​​‍‌‌ ‌‍‍ ‌‍‌‌‌ ‍‌​‍‌‌​ ​ ‌​‌​​‍‌‌​ ​ ‌​‌​​‍‌‌​ ​‍​ ​‍‌‍​‌​ ​‌​ ‌‍​ ‌ ‌‍​ ​ ‌‍​ ‌‍​ ‍​​ ​​‌‍​‌‌‍‌​‌‍​ ​‍‌‌​ ​‍​ ​‍​‍‌‌​ ‌‌‌​‌​​‍ ‍‌‍​ ‌‍‍​‌‍‍‌‌‍ ​‌‍‌​‌ ​‍‌‍‌‌‌‍ ‍​‍‌‌​ ‌‌‌​​‍‌‌ ‌‍‍ ‌‍‌‌‌ ‍‌​‍‌‌​ ​ ‌​‌​​‍‌‌​ ​ ‌​‌​​‍‌‌​ ​‍​ ​‍‌‍‌‌​ ​‌​ ​‍​ ​ ​ ‌‍​ ​ ‌‍​ ​ ​‍​ ‍​​ ​​​ ​‌​ ‍‌​‍‌‌​ ​‍​ ​‍​‍‌‌​ ‌‌‌​‌​​‍ ‍‌ ‌​‌‍‌‌‌ ‍​‌ ‌​​ ‌‍​‍‌‍​‌‌ ​ ‌‍‌‌‌‌‌‌‌ ​‍‌‍ ​​ ‌‌‍‍​‌ ‌​‌ ‌​‌ ​​​‍‌‌​ ​ ‌​​‌​‍‌‌​ ​‍‌​‌‍​‍‌‌​ ​‍‌​‌‍‌‍ ​‌‍ ‌‍​ ‌‍​‌‌‍ ​‌‍‍​‌‍ ‌ ​ ‌ ‌​​‍‌‌​ ​ ‌​​‌​ ​ ​ ​ ​ ​ ​ ​ ​‍‌‍‌‍‍‌‌‍‌​​ ‌‌‍​‌​ ‌ ​ ‌‌‌‍‌​‌‍​‍​ ​‍​ ​‍‌‍​ ​‍ ‌‌‍​ ​ ‌‌‌‍‌​​ ‌​​‍ ‌​ ‌​‌‍‌‌‌‍‌‍‌‍‌​​‍ ‌​ ‍‌‌‍‌‍‌‍​ ‌‍​ ​‍ ‌​ ‌​‌‍​‌‌‍‌‍​ ​‌​ ‌‌​ ‌‌‌‍​‌​ ​ ​ ‌ ​ ‍​​ ‍‌‌‍‌‍​‍‌‍‌ ‌​‌ ‍‌‌ ​​‌‍‌‌​ ‌‌ ​​‌ ​‍‌‍ ‌‍‌ ‌ ​‍‌‍​‌‌‍ ‌​‍‌‍‌ ​​‌‍​‌‌ ‌​‌‍‍​​ ‌‌‍​‍‌‍ ‌‍‌​‌ ‍‌​‍‌‌​ ‌‌‌​​‍‌‌ ‌‍‍ ‌‍‌‌‌ ‍‌​‍‌‌​ ​ ‌​‌​​‍‌‌​ ​ ‌​‌​​‍‌‌​ ​‍​ ​‍‌‍​‌​ ​‌​ ‌‍​ ‌ ‌‍​ ​ ‌‍​ ‌‍​ ‍​​ ​​‌‍​‌‌‍‌​‌‍​ ​‍‌‌​ ​‍​ ​‍​‍‌‌​ ‌‌‌​‌​​‍ ‍‌‍​ ‌‍‍​‌‍‍‌‌‍ ​‌‍‌​‌ ​‍‌‍‌‌‌‍ ‍​‍‌‌​ ‌‌‌​​‍‌‌ ‌‍‍ ‌‍‌‌‌ ‍‌​‍‌‌​ ​ ‌​‌​​‍‌‌​ ​ ‌​‌​​‍‌‌​ ​‍​ ​‍‌‍‌‌​ ​‌​ ​‍​ ​ ​ ‌‍​ ​ ‌‍​ ​ ​‍​ ‍​​ ​​​ ​‌​ ‍‌​‍‌‌​ ​‍​ ​‍​‍‌‌​ ‌‌‌​‌​​‍ ‍‌ ‌​‌‍‌‌‌ ‍​‌ ‌​​‍​‍‌ ‌
09/09/24 ​​​​‌ ‍ ​‍​‍‌‍ ‌ ​‍‌‍‍‌‌‍‌ ‌‍‍‌‌‍ ‍​‍​‍​ ‍‍​‍​‍‌ ​ ‌‍​‌‌‍ ‍‌‍‍‌‌ ‌​‌ ‍‌​‍ ‍‌‍‍‌‌‍ ​‍​‍​‍ ​​‍​‍‌‍‍​‌ ​‍‌‍‌‌‌‍‌‍​‍​‍​ ‍‍​‍​‍‌‍‍​‌ ‌​‌ ‌​‌ ​​​ ‍‍​‍ ​‍ ‌‍ ​‌‍ ‌‍​ ‌‍​‌‌‍ ​‌‍‍​‌‍ ‌ ​ ‌ ‌​​ ‍‍​ ​ ​ ​ ​ ​ ​ ​ ​‍ ‌‍‍‌‌‍ ‍‌ ‌​‌‍‌‌‌‍ ‍‌ ‌​​‍ ‌‍‌‌‌‍‌​‌‍‍‌‌ ‌​​‍ ‌‍ ‌‌‍ ‌‍‌​‌‍‌‌​ ‌‌ ​​‌ ​‍‌‍‌‌‌ ​ ‌‍‌‌‌‍ ‍‌ ‌​‌‍​‌‌ ‌​‌‍‍‌‌‍ ‌‍ ‍​ ‍ ‌‍‍‌‌‍‌​​ ‌‌‍​‌​ ‌ ​ ‌‌‌‍‌​‌‍​‍​ ​‍​ ​‍‌‍​ ​‍ ‌‌‍​ ​ ‌‌‌‍‌​​ ‌​​‍ ‌​ ‌​‌‍‌‌‌‍‌‍‌‍‌​​‍ ‌​ ‍‌‌‍‌‍‌‍​ ‌‍​ ​‍ ‌​ ‌​‌‍​‌‌‍‌‍​ ​‌​ ‌‌​ ‌‌‌‍​‌​ ​ ​ ‌ ​ ‍​​ ‍‌‌‍‌‍​ ‍ ‌ ‌​‌ ‍‌‌ ​​‌‍‌‌​ ‌‌ ​​‌ ​‍‌‍ ‌‍‌ ‌ ​‍‌‍​‌‌‍ ‌​ ‍ ‌ ​​‌‍​‌‌ ‌​‌‍‍​​ ‌‌‍​‍‌‍ ‌‍‌​‌ ‍‌​‍‌‌​ ‌‌‌​​‍‌‌ ‌‍‍ ‌‍‌‌‌ ‍‌​‍‌‌​ ​ ‌​‌​​‍‌‌​ ​ ‌​‌​​‍‌‌​ ​‍​ ​‍​ ​ ​ ‍​​ ‌ ‌‍​ ​ ‌ ​ ​​‌‍‌‍‌‍​ ‌‍​ ​ ‍​​ ​​​ ‌‍​‍‌‌​ ​‍​ ​‍​‍‌‌​ ‌‌‌​‌​​‍ ‍‌‍​ ‌‍‍​‌‍‍‌‌‍ ​‌‍‌​‌ ​‍‌‍‌‌‌‍ ‍​‍‌‌​ ‌‌‌​​‍‌‌ ‌‍‍ ‌‍‌‌‌ ‍‌​‍‌‌​ ​ ‌​‌​​‍‌‌​ ​ ‌​‌​​‍‌‌​ ​‍​ ​‍‌‍​‍‌‍​ ‌‍‌​‌‍‌‌​ ​‌​ ‍​​ ‍‌‌‍‌‌​ ​​​ ​‌​ ‍​​ ‌ ​‍‌‌​ ​‍​ ​‍​‍‌‌​ ‌‌‌​‌​​‍ ‍‌ ‌​‌‍‌‌‌ ‍​‌ ‌​​ ‌‍​‍‌‍​‌‌ ​ ‌‍‌‌‌‌‌‌‌ ​‍‌‍ ​​ ‌‌‍‍​‌ ‌​‌ ‌​‌ ​​​‍‌‌​ ​ ‌​​‌​‍‌‌​ ​‍‌​‌‍​‍‌‌​ ​‍‌​‌‍‌‍ ​‌‍ ‌‍​ ‌‍​‌‌‍ ​‌‍‍​‌‍ ‌ ​ ‌ ‌​​‍‌‌​ ​ ‌​​‌​ ​ ​ ​ ​ ​ ​ ​ ​‍‌‍‌‍‍‌‌‍‌​​ ‌‌‍​‌​ ‌ ​ ‌‌‌‍‌​‌‍​‍​ ​‍​ ​‍‌‍​ ​‍ ‌‌‍​ ​ ‌‌‌‍‌​​ ‌​​‍ ‌​ ‌​‌‍‌‌‌‍‌‍‌‍‌​​‍ ‌​ ‍‌‌‍‌‍‌‍​ ‌‍​ ​‍ ‌​ ‌​‌‍​‌‌‍‌‍​ ​‌​ ‌‌​ ‌‌‌‍​‌​ ​ ​ ‌ ​ ‍​​ ‍‌‌‍‌‍​‍‌‍‌ ‌​‌ ‍‌‌ ​​‌‍‌‌​ ‌‌ ​​‌ ​‍‌‍ ‌‍‌ ‌ ​‍‌‍​‌‌‍ ‌​‍‌‍‌ ​​‌‍​‌‌ ‌​‌‍‍​​ ‌‌‍​‍‌‍ ‌‍‌​‌ ‍‌​‍‌‌​ ‌‌‌​​‍‌‌ ‌‍‍ ‌‍‌‌‌ ‍‌​‍‌‌​ ​ ‌​‌​​‍‌‌​ ​ ‌​‌​​‍‌‌​ ​‍​ ​‍​ ​ ​ ‍​​ ‌ ‌‍​ ​ ‌ ​ ​​‌‍‌‍‌‍​ ‌‍​ ​ ‍​​ ​​​ ‌‍​‍‌‌​ ​‍​ ​‍​‍‌‌​ ‌‌‌​‌​​‍ ‍‌‍​ ‌‍‍​‌‍‍‌‌‍ ​‌‍‌​‌ ​‍‌‍‌‌‌‍ ‍​‍‌‌​ ‌‌‌​​‍‌‌ ‌‍‍ ‌‍‌‌‌ ‍‌​‍‌‌​ ​ ‌​‌​​‍‌‌​ ​ ‌​‌​​‍‌‌​ ​‍​ ​‍‌‍​‍‌‍​ ‌‍‌​‌‍‌‌​ ​‌​ ‍​​ ‍‌‌‍‌‌​ ​​​ ​‌​ ‍​​ ‌ ​‍‌‌​ ​‍​ ​‍​‍‌‌​ ‌‌‌​‌​​‍ ‍‌ ‌​‌‍‌‌‌ ‍​‌ ‌​​‍​‍‌ ‌ - https://new.littlemastersclub.org/events/lmc-performing-for-seniors-2024​​​​‌ ‍ ​‍​‍‌‍ ‌ ​‍‌‍‍‌‌‍‌ ‌‍‍‌‌‍ ‍​‍​‍​ ‍‍​‍​‍‌ ​ ‌‍​‌‌‍ ‍‌‍‍‌‌ ‌​‌ ‍‌​‍ ‍‌‍‍‌‌‍ ​‍​‍​‍ ​​‍​‍‌‍‍​‌ ​‍‌‍‌‌‌‍‌‍​‍​‍​ ‍‍​‍​‍‌‍‍​‌ ‌​‌ ‌​‌ ​​​ ‍‍​‍ ​‍ ‌‍ ​‌‍ ‌‍​ ‌‍​‌‌‍ ​‌‍‍​‌‍ ‌ ​ ‌ ‌​​ ‍‍​ ​ ​ ​ ​ ​ ​ ​ ​‍ ‌‍‍‌‌‍ ‍‌ ‌​‌‍‌‌‌‍ ‍‌ ‌​​‍ ‌‍‌‌‌‍‌​‌‍‍‌‌ ‌​​‍ ‌‍ ‌‌‍ ‌‍‌​‌‍‌‌​ ‌‌ ​​‌ ​‍‌‍‌‌‌ ​ ‌‍‌‌‌‍ ‍‌ ‌​‌‍​‌‌ ‌​‌‍‍‌‌‍ ‌‍ ‍​ ‍ ‌‍‍‌‌‍‌​​ ‌‌‍​‌​ ‌ ​ ‌‌‌‍‌​‌‍​‍​ ​‍​ ​‍‌‍​ ​‍ ‌‌‍​ ​ ‌‌‌‍‌​​ ‌​​‍ ‌​ ‌​‌‍‌‌‌‍‌‍‌‍‌​​‍ ‌​ ‍‌‌‍‌‍‌‍​ ‌‍​ ​‍ ‌​ ‌​‌‍​‌‌‍‌‍​ ​‌​ ‌‌​ ‌‌‌‍​‌​ ​ ​ ‌ ​ ‍​​ ‍‌‌‍‌‍​ ‍ ‌ ‌​‌ ‍‌‌ ​​‌‍‌‌​ ‌‌ ​​‌ ​‍‌‍ ‌‍‌ ‌ ​‍‌‍​‌‌‍ ‌​ ‍ ‌ ​​‌‍​‌‌ ‌​‌‍‍​​ ‌‌‍​‍‌‍ ‌‍‌​‌ ‍‌​‍‌‌​ ‌‌‌​​‍‌‌ ‌‍‍ ‌‍‌‌‌ ‍‌​‍‌‌​ ​ ‌​‌​​‍‌‌​ ​ ‌​‌​​‍‌‌​ ​‍​ ​‍​ ​ ​ ‍​​ ‌ ‌‍​ ​ ‌ ​ ​​‌‍‌‍‌‍​ ‌‍​ ​ ‍​​ ​​​ ‌‍​‍‌‌​ ​‍​ ​‍​‍‌‌​ ‌‌‌​‌​​‍ ‍‌‍​ ‌‍‍​‌‍‍‌‌‍ ​‌‍‌​‌ ​‍‌‍‌‌‌‍ ‍​‍‌‌​ ‌‌‌​​‍‌‌ ‌‍‍ ‌‍‌‌‌ ‍‌​‍‌‌​ ​ ‌​‌​​‍‌‌​ ​ ‌​‌​​‍‌‌​ ​‍​ ​‍​ ​​‌‍​ ​ ​​​ ​‌​ ‌​​ ​‌‌‍​‍​ ‌ ​ ​‍‌‍​ ‌‍‌​‌‍​‍​‍‌‌​ ​‍​ ​‍​‍‌‌​ ‌‌‌​‌​​‍ ‍‌ ‌​‌‍‌‌‌ ‍​‌ ‌​​ ‌‍​‍‌‍​‌‌ ​ ‌‍‌‌‌‌‌‌‌ ​‍‌‍ ​​ ‌‌‍‍​‌ ‌​‌ ‌​‌ ​​​‍‌‌​ ​ ‌​​‌​‍‌‌​ ​‍‌​‌‍​‍‌‌​ ​‍‌​‌‍‌‍ ​‌‍ ‌‍​ ‌‍​‌‌‍ ​‌‍‍​‌‍ ‌ ​ ‌ ‌​​‍‌‌​ ​ ‌​​‌​ ​ ​ ​ ​ ​ ​ ​ ​‍‌‍‌‍‍‌‌‍‌​​ ‌‌‍​‌​ ‌ ​ ‌‌‌‍‌​‌‍​‍​ ​‍​ ​‍‌‍​ ​‍ ‌‌‍​ ​ ‌‌‌‍‌​​ ‌​​‍ ‌​ ‌​‌‍‌‌‌‍‌‍‌‍‌​​‍ ‌​ ‍‌‌‍‌‍‌‍​ ‌‍​ ​‍ ‌​ ‌​‌‍​‌‌‍‌‍​ ​‌​ ‌‌​ ‌‌‌‍​‌​ ​ ​ ‌ ​ ‍​​ ‍‌‌‍‌‍​‍‌‍‌ ‌​‌ ‍‌‌ ​​‌‍‌‌​ ‌‌ ​​‌ ​‍‌‍ ‌‍‌ ‌ ​‍‌‍​‌‌‍ ‌​‍‌‍‌ ​​‌‍​‌‌ ‌​‌‍‍​​ ‌‌‍​‍‌‍ ‌‍‌​‌ ‍‌​‍‌‌​ ‌‌‌​​‍‌‌ ‌‍‍ ‌‍‌‌‌ ‍‌​‍‌‌​ ​ ‌​‌​​‍‌‌​ ​ ‌​‌​​‍‌‌​ ​‍​ ​‍​ ​ ​ ‍​​ ‌ ‌‍​ ​ ‌ ​ ​​‌‍‌‍‌‍​ ‌‍​ ​ ‍​​ ​​​ ‌‍​‍‌‌​ ​‍​ ​‍​‍‌‌​ ‌‌‌​‌​​‍ ‍‌‍​ ‌‍‍​‌‍‍‌‌‍ ​‌‍‌​‌ ​‍‌‍‌‌‌‍ ‍​‍‌‌​ ‌‌‌​​‍‌‌ ‌‍‍ ‌‍‌‌‌ ‍‌​‍‌‌​ ​ ‌​‌​​‍‌‌​ ​ ‌​‌​​‍‌‌​ ​‍​ ​‍​ ​​‌‍​ ​ ​​​ ​‌​ ‌​​ ​‌‌‍​‍​ ‌ ​ ​‍‌‍​ ‌‍‌​‌‍​‍​‍‌‌​ ​‍​ ​‍​‍‌‌​ ‌‌‌​‌​​‍ ‍‌ ‌​‌‍‌‌‌ ‍​‌ ‌​​‍​‍‌ ‌
03/01/24 ​​​​‌ ‍ ​‍​‍‌‍ ‌ ​‍‌‍‍‌‌‍‌ ‌‍‍‌‌‍ ‍​‍​‍​ ‍‍​‍​‍‌ ​ ‌‍​‌‌‍ ‍‌‍‍‌‌ ‌​‌ ‍‌​‍ ‍‌‍‍‌‌‍ ​‍​‍​‍ ​​‍​‍‌‍‍​‌ ​‍‌‍‌‌‌‍‌‍​‍​‍​ ‍‍​‍​‍‌‍‍​‌ ‌​‌ ‌​‌ ​​​ ‍‍​‍ ​‍ ‌‍ ​‌‍ ‌‍​ ‌‍​‌‌‍ ​‌‍‍​‌‍ ‌ ​ ‌ ‌​​ ‍‍​ ​ ​ ​ ​ ​ ​ ​ ​‍ ‌‍‍‌‌‍ ‍‌ ‌​‌‍‌‌‌‍ ‍‌ ‌​​‍ ‌‍‌‌‌‍‌​‌‍‍‌‌ ‌​​‍ ‌‍ ‌‌‍ ‌‍‌​‌‍‌‌​ ‌‌ ​​‌ ​‍‌‍‌‌‌ ​ ‌‍‌‌‌‍ ‍‌ ‌​‌‍​‌‌ ‌​‌‍‍‌‌‍ ‌‍ ‍​ ‍ ‌‍‍‌‌‍‌​​ ‌‌‍​‌​ ‌ ​ ‌‌‌‍‌​‌‍​‍​ ​‍​ ​‍‌‍​ ​‍ ‌‌‍​ ​ ‌‌‌‍‌​​ ‌​​‍ ‌​ ‌​‌‍‌‌‌‍‌‍‌‍‌​​‍ ‌​ ‍‌‌‍‌‍‌‍​ ‌‍​ ​‍ ‌​ ‌​‌‍​‌‌‍‌‍​ ​‌​ ‌‌​ ‌‌‌‍​‌​ ​ ​ ‌ ​ ‍​​ ‍‌‌‍‌‍​ ‍ ‌ ‌​‌ ‍‌‌ ​​‌‍‌‌​ ‌‌ ​​‌ ​‍‌‍ ‌‍‌ ‌ ​‍‌‍​‌‌‍ ‌​ ‍ ‌ ​​‌‍​‌‌ ‌​‌‍‍​​ ‌‌‍​‍‌‍ ‌‍‌​‌ ‍‌​‍‌‌​ ‌‌‌​​‍‌‌ ‌‍‍ ‌‍‌‌‌ ‍‌​‍‌‌​ ​ ‌​‌​​‍‌‌​ ​ ‌​‌​​‍‌‌​ ​‍​ ​‍‌‍​‍​ ​‌‌‍​‌‌‍​‌​ ‍‌​ ‌ ‌‍​‌‌‍‌​​ ​‌​ ​‍‌‍‌‌‌‍​‌​‍‌‌​ ​‍​ ​‍​‍‌‌​ ‌‌‌​‌​​‍ ‍‌‍​ ‌‍‍​‌‍‍‌‌‍ ​‌‍‌​‌ ​‍‌‍‌‌‌‍ ‍​‍‌‌​ ‌‌‌​​‍‌‌ ‌‍‍ ‌‍‌‌‌ ‍‌​‍‌‌​ ​ ‌​‌​​‍‌‌​ ​ ‌​‌​​‍‌‌​ ​‍​ ​‍‌‍‌​‌‍‌​‌‍‌​​ ‍‌​ ‌‍​ ‍​​ ‌ ​ ‍‌​ ‌‍‌‍​ ‌‍​‍​ ​‌​‍‌‌​ ​‍​ ​‍​‍‌‌​ ‌‌‌​‌​​‍ ‍‌ ‌​‌‍‌‌‌ ‍​‌ ‌​​ ‌‍​‍‌‍​‌‌ ​ ‌‍‌‌‌‌‌‌‌ ​‍‌‍ ​​ ‌‌‍‍​‌ ‌​‌ ‌​‌ ​​​‍‌‌​ ​ ‌​​‌​‍‌‌​ ​‍‌​‌‍​‍‌‌​ ​‍‌​‌‍‌‍ ​‌‍ ‌‍​ ‌‍​‌‌‍ ​‌‍‍​‌‍ ‌ ​ ‌ ‌​​‍‌‌​ ​ ‌​​‌​ ​ ​ ​ ​ ​ ​ ​ ​‍‌‍‌‍‍‌‌‍‌​​ ‌‌‍​‌​ ‌ ​ ‌‌‌‍‌​‌‍​‍​ ​‍​ ​‍‌‍​ ​‍ ‌‌‍​ ​ ‌‌‌‍‌​​ ‌​​‍ ‌​ ‌​‌‍‌‌‌‍‌‍‌‍‌​​‍ ‌​ ‍‌‌‍‌‍‌‍​ ‌‍​ ​‍ ‌​ ‌​‌‍​‌‌‍‌‍​ ​‌​ ‌‌​ ‌‌‌‍​‌​ ​ ​ ‌ ​ ‍​​ ‍‌‌‍‌‍​‍‌‍‌ ‌​‌ ‍‌‌ ​​‌‍‌‌​ ‌‌ ​​‌ ​‍‌‍ ‌‍‌ ‌ ​‍‌‍​‌‌‍ ‌​‍‌‍‌ ​​‌‍​‌‌ ‌​‌‍‍​​ ‌‌‍​‍‌‍ ‌‍‌​‌ ‍‌​‍‌‌​ ‌‌‌​​‍‌‌ ‌‍‍ ‌‍‌‌‌ ‍‌​‍‌‌​ ​ ‌​‌​​‍‌‌​ ​ ‌​‌​​‍‌‌​ ​‍​ ​‍‌‍​‍​ ​‌‌‍​‌‌‍​‌​ ‍‌​ ‌ ‌‍​‌‌‍‌​​ ​‌​ ​‍‌‍‌‌‌‍​‌​‍‌‌​ ​‍​ ​‍​‍‌‌​ ‌‌‌​‌​​‍ ‍‌‍​ ‌‍‍​‌‍‍‌‌‍ ​‌‍‌​‌ ​‍‌‍‌‌‌‍ ‍​‍‌‌​ ‌‌‌​​‍‌‌ ‌‍‍ ‌‍‌‌‌ ‍‌​‍‌‌​ ​ ‌​‌​​‍‌‌​ ​ ‌​‌​​‍‌‌​ ​‍​ ​‍‌‍‌​‌‍‌​‌‍‌​​ ‍‌​ ‌‍​ ‍​​ ‌ ​ ‍‌​ ‌‍‌‍​ ‌‍​‍​ ​‌​‍‌‌​ ​‍​ ​‍​‍‌‌​ ‌‌‌​‌​​‍ ‍‌ ‌​‌‍‌‌‌ ‍​‌ ‌​​‍​‍‌ ‌ - https://new.littlemastersclub.org/events/performing-for-seniors-2024​​​​‌ ‍ ​‍​‍‌‍ ‌ ​‍‌‍‍‌‌‍‌ ‌‍‍‌‌‍ ‍​‍​‍​ ‍‍​‍​‍‌ ​ ‌‍​‌‌‍ ‍‌‍‍‌‌ ‌​‌ ‍‌​‍ ‍‌‍‍‌‌‍ ​‍​‍​‍ ​​‍​‍‌‍‍​‌ ​‍‌‍‌‌‌‍‌‍​‍​‍​ ‍‍​‍​‍‌‍‍​‌ ‌​‌ ‌​‌ ​​​ ‍‍​‍ ​‍ ‌‍ ​‌‍ ‌‍​ ‌‍​‌‌‍ ​‌‍‍​‌‍ ‌ ​ ‌ ‌​​ ‍‍​ ​ ​ ​ ​ ​ ​ ​ ​‍ ‌‍‍‌‌‍ ‍‌ ‌​‌‍‌‌‌‍ ‍‌ ‌​​‍ ‌‍‌‌‌‍‌​‌‍‍‌‌ ‌​​‍ ‌‍ ‌‌‍ ‌‍‌​‌‍‌‌​ ‌‌ ​​‌ ​‍‌‍‌‌‌ ​ ‌‍‌‌‌‍ ‍‌ ‌​‌‍​‌‌ ‌​‌‍‍‌‌‍ ‌‍ ‍​ ‍ ‌‍‍‌‌‍‌​​ ‌‌‍​‌​ ‌ ​ ‌‌‌‍‌​‌‍​‍​ ​‍​ ​‍‌‍​ ​‍ ‌‌‍​ ​ ‌‌‌‍‌​​ ‌​​‍ ‌​ ‌​‌‍‌‌‌‍‌‍‌‍‌​​‍ ‌​ ‍‌‌‍‌‍‌‍​ ‌‍​ ​‍ ‌​ ‌​‌‍​‌‌‍‌‍​ ​‌​ ‌‌​ ‌‌‌‍​‌​ ​ ​ ‌ ​ ‍​​ ‍‌‌‍‌‍​ ‍ ‌ ‌​‌ ‍‌‌ ​​‌‍‌‌​ ‌‌ ​​‌ ​‍‌‍ ‌‍‌ ‌ ​‍‌‍​‌‌‍ ‌​ ‍ ‌ ​​‌‍​‌‌ ‌​‌‍‍​​ ‌‌‍​‍‌‍ ‌‍‌​‌ ‍‌​‍‌‌​ ‌‌‌​​‍‌‌ ‌‍‍ ‌‍‌‌‌ ‍‌​‍‌‌​ ​ ‌​‌​​‍‌‌​ ​ ‌​‌​​‍‌‌​ ​‍​ ​‍‌‍​‍​ ​‌‌‍​‌‌‍​‌​ ‍‌​ ‌ ‌‍​‌‌‍‌​​ ​‌​ ​‍‌‍‌‌‌‍​‌​‍‌‌​ ​‍​ ​‍​‍‌‌​ ‌‌‌​‌​​‍ ‍‌‍​ ‌‍‍​‌‍‍‌‌‍ ​‌‍‌​‌ ​‍‌‍‌‌‌‍ ‍​‍‌‌​ ‌‌‌​​‍‌‌ ‌‍‍ ‌‍‌‌‌ ‍‌​‍‌‌​ ​ ‌​‌​​‍‌‌​ ​ ‌​‌​​‍‌‌​ ​‍​ ​‍​ ​ ‌‍‌​​ ‌‌‌‍‌​​ ‌‍‌‍‌‌​ ‌​‌‍​‍​ ​ ‌‍​‌​ ‌‌​ ‍​​‍‌‌​ ​‍​ ​‍​‍‌‌​ ‌‌‌​‌​​‍ ‍‌ ‌​‌‍‌‌‌ ‍​‌ ‌​​ ‌‍​‍‌‍​‌‌ ​ ‌‍‌‌‌‌‌‌‌ ​‍‌‍ ​​ ‌‌‍‍​‌ ‌​‌ ‌​‌ ​​​‍‌‌​ ​ ‌​​‌​‍‌‌​ ​‍‌​‌‍​‍‌‌​ ​‍‌​‌‍‌‍ ​‌‍ ‌‍​ ‌‍​‌‌‍ ​‌‍‍​‌‍ ‌ ​ ‌ ‌​​‍‌‌​ ​ ‌​​‌​ ​ ​ ​ ​ ​ ​ ​ ​‍‌‍‌‍‍‌‌‍‌​​ ‌‌‍​‌​ ‌ ​ ‌‌‌‍‌​‌‍​‍​ ​‍​ ​‍‌‍​ ​‍ ‌‌‍​ ​ ‌‌‌‍‌​​ ‌​​‍ ‌​ ‌​‌‍‌‌‌‍‌‍‌‍‌​​‍ ‌​ ‍‌‌‍‌‍‌‍​ ‌‍​ ​‍ ‌​ ‌​‌‍​‌‌‍‌‍​ ​‌​ ‌‌​ ‌‌‌‍​‌​ ​ ​ ‌ ​ ‍​​ ‍‌‌‍‌‍​‍‌‍‌ ‌​‌ ‍‌‌ ​​‌‍‌‌​ ‌‌ ​​‌ ​‍‌‍ ‌‍‌ ‌ ​‍‌‍​‌‌‍ ‌​‍‌‍‌ ​​‌‍​‌‌ ‌​‌‍‍​​ ‌‌‍​‍‌‍ ‌‍‌​‌ ‍‌​‍‌‌​ ‌‌‌​​‍‌‌ ‌‍‍ ‌‍‌‌‌ ‍‌​‍‌‌​ ​ ‌​‌​​‍‌‌​ ​ ‌​‌​​‍‌‌​ ​‍​ ​‍‌‍​‍​ ​‌‌‍​‌‌‍​‌​ ‍‌​ ‌ ‌‍​‌‌‍‌​​ ​‌​ ​‍‌‍‌‌‌‍​‌​‍‌‌​ ​‍​ ​‍​‍‌‌​ ‌‌‌​‌​​‍ ‍‌‍​ ‌‍‍​‌‍‍‌‌‍ ​‌‍‌​‌ ​‍‌‍‌‌‌‍ ‍​‍‌‌​ ‌‌‌​​‍‌‌ ‌‍‍ ‌‍‌‌‌ ‍‌​‍‌‌​ ​ ‌​‌​​‍‌‌​ ​ ‌​‌​​‍‌‌​ ​‍​ ​‍​ ​ ‌‍‌​​ ‌‌‌‍‌​​ ‌‍‌‍‌‌​ ‌​‌‍​‍​ ​ ‌‍​‌​ ‌‌​ ‍​​‍‌‌​ ​‍​ ​‍​‍‌‌​ ‌‌‌​‌​​‍ ‍‌ ‌​‌‍‌‌‌ ‍​‌ ‌​​‍​‍‌ ‌
12/25/23 ​​​​‌ ‍ ​‍​‍‌‍ ‌ ​‍‌‍‍‌‌‍‌ ‌‍‍‌‌‍ ‍​‍​‍​ ‍‍​‍​‍‌ ​ ‌‍​‌‌‍ ‍‌‍‍‌‌ ‌​‌ ‍‌​‍ ‍‌‍‍‌‌‍ ​‍​‍​‍ ​​‍​‍‌‍‍​‌ ​‍‌‍‌‌‌‍‌‍​‍​‍​ ‍‍​‍​‍‌‍‍​‌ ‌​‌ ‌​‌ ​​​ ‍‍​‍ ​‍ ‌‍ ​‌‍ ‌‍​ ‌‍​‌‌‍ ​‌‍‍​‌‍ ‌ ​ ‌ ‌​​ ‍‍​ ​ ​ ​ ​ ​ ​ ​ ​‍ ‌‍‍‌‌‍ ‍‌ ‌​‌‍‌‌‌‍ ‍‌ ‌​​‍ ‌‍‌‌‌‍‌​‌‍‍‌‌ ‌​​‍ ‌‍ ‌‌‍ ‌‍‌​‌‍‌‌​ ‌‌ ​​‌ ​‍‌‍‌‌‌ ​ ‌‍‌‌‌‍ ‍‌ ‌​‌‍​‌‌ ‌​‌‍‍‌‌‍ ‌‍ ‍​ ‍ ‌‍‍‌‌‍‌​​ ‌‌‍​‌​ ‌ ​ ‌‌‌‍‌​‌‍​‍​ ​‍​ ​‍‌‍​ ​‍ ‌‌‍​ ​ ‌‌‌‍‌​​ ‌​​‍ ‌​ ‌​‌‍‌‌‌‍‌‍‌‍‌​​‍ ‌​ ‍‌‌‍‌‍‌‍​ ‌‍​ ​‍ ‌​ ‌​‌‍​‌‌‍‌‍​ ​‌​ ‌‌​ ‌‌‌‍​‌​ ​ ​ ‌ ​ ‍​​ ‍‌‌‍‌‍​ ‍ ‌ ‌​‌ ‍‌‌ ​​‌‍‌‌​ ‌‌ ​​‌ ​‍‌‍ ‌‍‌ ‌ ​‍‌‍​‌‌‍ ‌​ ‍ ‌ ​​‌‍​‌‌ ‌​‌‍‍​​ ‌‌‍​‍‌‍ ‌‍‌​‌ ‍‌​‍‌‌​ ‌‌‌​​‍‌‌ ‌‍‍ ‌‍‌‌‌ ‍‌​‍‌‌​ ​ ‌​‌​​‍‌‌​ ​ ‌​‌​​‍‌‌​ ​‍​ ​‍​ ​ ‌‍‌​​ ​ ​ ‌‌​ ‍‌​ ‌‍​ ‍‌‌‍​‌​ ‍‌​ ‌‌​ ​​‌‍​‍​‍‌‌​ ​‍​ ​‍​‍‌‌​ ‌‌‌​‌​​‍ ‍‌‍​ ‌‍‍​‌‍‍‌‌‍ ​‌‍‌​‌ ​‍‌‍‌‌‌‍ ‍​‍‌‌​ ‌‌‌​​‍‌‌ ‌‍‍ ‌‍‌‌‌ ‍‌​‍‌‌​ ​ ‌​‌​​‍‌‌​ ​ ‌​‌​​‍‌‌​ ​‍​ ​‍​ ‌‌​ ​ ​ ‍‌​ ‍​‌‍​‌‌‍​‍​ ‌‌​ ‍​​ ‌‌​ ‌‍​ ‌ ​ ‍​​‍‌‌​ ​‍​ ​‍​‍‌‌​ ‌‌‌​‌​​‍ ‍‌ ‌​‌‍‌‌‌ ‍​‌ ‌​​ ‌‍​‍‌‍​‌‌ ​ ‌‍‌‌‌‌‌‌‌ ​‍‌‍ ​​ ‌‌‍‍​‌ ‌​‌ ‌​‌ ​​​‍‌‌​ ​ ‌​​‌​‍‌‌​ ​‍‌​‌‍​‍‌‌​ ​‍‌​‌‍‌‍ ​‌‍ ‌‍​ ‌‍​‌‌‍ ​‌‍‍​‌‍ ‌ ​ ‌ ‌​​‍‌‌​ ​ ‌​​‌​ ​ ​ ​ ​ ​ ​ ​ ​‍‌‍‌‍‍‌‌‍‌​​ ‌‌‍​‌​ ‌ ​ ‌‌‌‍‌​‌‍​‍​ ​‍​ ​‍‌‍​ ​‍ ‌‌‍​ ​ ‌‌‌‍‌​​ ‌​​‍ ‌​ ‌​‌‍‌‌‌‍‌‍‌‍‌​​‍ ‌​ ‍‌‌‍‌‍‌‍​ ‌‍​ ​‍ ‌​ ‌​‌‍​‌‌‍‌‍​ ​‌​ ‌‌​ ‌‌‌‍​‌​ ​ ​ ‌ ​ ‍​​ ‍‌‌‍‌‍​‍‌‍‌ ‌​‌ ‍‌‌ ​​‌‍‌‌​ ‌‌ ​​‌ ​‍‌‍ ‌‍‌ ‌ ​‍‌‍​‌‌‍ ‌​‍‌‍‌ ​​‌‍​‌‌ ‌​‌‍‍​​ ‌‌‍​‍‌‍ ‌‍‌​‌ ‍‌​‍‌‌​ ‌‌‌​​‍‌‌ ‌‍‍ ‌‍‌‌‌ ‍‌​‍‌‌​ ​ ‌​‌​​‍‌‌​ ​ ‌​‌​​‍‌‌​ ​‍​ ​‍​ ​ ‌‍‌​​ ​ ​ ‌‌​ ‍‌​ ‌‍​ ‍‌‌‍​‌​ ‍‌​ ‌‌​ ​​‌‍​‍​‍‌‌​ ​‍​ ​‍​‍‌‌​ ‌‌‌​‌​​‍ ‍‌‍​ ‌‍‍​‌‍‍‌‌‍ ​‌‍‌​‌ ​‍‌‍‌‌‌‍ ‍​‍‌‌​ ‌‌‌​​‍‌‌ ‌‍‍ ‌‍‌‌‌ ‍‌​‍‌‌​ ​ ‌​‌​​‍‌‌​ ​ ‌​‌​​‍‌‌​ ​‍​ ​‍​ ‌‌​ ​ ​ ‍‌​ ‍​‌‍​‌‌‍​‍​ ‌‌​ ‍​​ ‌‌​ ‌‍​ ‌ ​ ‍​​‍‌‌​ ​‍​ ​‍​‍‌‌​ ‌‌‌​‌​​‍ ‍‌ ‌​‌‍‌‌‌ ‍​‌ ‌​​‍​‍‌ ‌ - https://new.littlemastersclub.org/events/performing-for-seniors-kin-on-health-care-
center-2023​​​​‌ ‍ ​‍​‍‌‍ ‌ ​‍‌‍‍‌‌‍‌ ‌‍‍‌‌‍ ‍​‍​‍​ ‍‍​‍​‍‌ ​ ‌‍​‌‌‍ ‍‌‍‍‌‌ ‌​‌ ‍‌​‍ ‍‌‍‍‌‌‍ ​‍​‍​‍ ​​‍​‍‌‍‍​‌ ​‍‌‍‌‌‌‍‌‍​‍​‍​ ‍‍​‍​‍‌‍‍​‌ ‌​‌ ‌​‌ ​​​ ‍‍​‍ ​‍ ‌‍ ​‌‍ ‌‍​ ‌‍​‌‌‍ ​‌‍‍​‌‍ ‌ ​ ‌ ‌​​ ‍‍​ ​ ​ ​ ​ ​ ​ ​ ​‍ ‌‍‍‌‌‍ ‍‌ ‌​‌‍‌‌‌‍ ‍‌ ‌​​‍ ‌‍‌‌‌‍‌​‌‍‍‌‌ ‌​​‍ ‌‍ ‌‌‍ ‌‍‌​‌‍‌‌​ ‌‌ ​​‌ ​‍‌‍‌‌‌ ​ ‌‍‌‌‌‍ ‍‌ ‌​‌‍​‌‌ ‌​‌‍‍‌‌‍ ‌‍ ‍​ ‍ ‌‍‍‌‌‍‌​​ ‌‌‍​‌​ ‌ ​ ‌‌‌‍‌​‌‍​‍​ ​‍​ ​‍‌‍​ ​‍ ‌‌‍​ ​ ‌‌‌‍‌​​ ‌​​‍ ‌​ ‌​‌‍‌‌‌‍‌‍‌‍‌​​‍ ‌​ ‍‌‌‍‌‍‌‍​ ‌‍​ ​‍ ‌​ ‌​‌‍​‌‌‍‌‍​ ​‌​ ‌‌​ ‌‌‌‍​‌​ ​ ​ ‌ ​ ‍​​ ‍‌‌‍‌‍​ ‍ ‌ ‌​‌ ‍‌‌ ​​‌‍‌‌​ ‌‌ ​​‌ ​‍‌‍ ‌‍‌ ‌ ​‍‌‍​‌‌‍ ‌​ ‍ ‌ ​​‌‍​‌‌ ‌​‌‍‍​​ ‌‌‍​‍‌‍ ‌‍‌​‌ ‍‌​‍‌‌​ ‌‌‌​​‍‌‌ ‌‍‍ ‌‍‌‌‌ ‍‌​‍‌‌​ ​ ‌​‌​​‍‌‌​ ​ ‌​‌​​‍‌‌​ ​‍​ ​‍​ ​ ‌‍‌​​ ​ ​ ‌‌​ ‍‌​ ‌‍​ ‍‌‌‍​‌​ ‍‌​ ‌‌​ ​​‌‍​‍​‍‌‌​ ​‍​ ​‍​‍‌‌​ ‌‌‌​‌​​‍ ‍‌‍​ ‌‍‍​‌‍‍‌‌‍ ​‌‍‌​‌ ​‍‌‍‌‌‌‍ ‍​‍‌‌​ ‌‌‌​​‍‌‌ ‌‍‍ ‌‍‌‌‌ ‍‌​‍‌‌​ ​ ‌​‌​​‍‌‌​ ​ ‌​‌​​‍‌‌​ ​‍​ ​‍​ ​​‌‍​‍​ ‌ ​ ‌‌​ ​‍‌‍​ ‌‍​‌‌‍‌‌​ ‌‌‌‍​ ​ ​ ‌‍​‍​‍‌‌​ ​‍​ ​‍​‍‌‌​ ‌‌‌​‌​​‍ ‍‌ ‌​‌‍‌‌‌ ‍​‌ ‌​​ ‌‍​‍‌‍​‌‌ ​ ‌‍‌‌‌‌‌‌‌ ​‍‌‍ ​​ ‌‌‍‍​‌ ‌​‌ ‌​‌ ​​​‍‌‌​ ​ ‌​​‌​‍‌‌​ ​‍‌​‌‍​‍‌‌​ ​‍‌​‌‍‌‍ ​‌‍ ‌‍​ ‌‍​‌‌‍ ​‌‍‍​‌‍ ‌ ​ ‌ ‌​​‍‌‌​ ​ ‌​​‌​ ​ ​ ​ ​ ​ ​ ​ ​‍‌‍‌‍‍‌‌‍‌​​ ‌‌‍​‌​ ‌ ​ ‌‌‌‍‌​‌‍​‍​ ​‍​ ​‍‌‍​ ​‍ ‌‌‍​ ​ ‌‌‌‍‌​​ ‌​​‍ ‌​ ‌​‌‍‌‌‌‍‌‍‌‍‌​​‍ ‌​ ‍‌‌‍‌‍‌‍​ ‌‍​ ​‍ ‌​ ‌​‌‍​‌‌‍‌‍​ ​‌​ ‌‌​ ‌‌‌‍​‌​ ​ ​ ‌ ​ ‍​​ ‍‌‌‍‌‍​‍‌‍‌ ‌​‌ ‍‌‌ ​​‌‍‌‌​ ‌‌ ​​‌ ​‍‌‍ ‌‍‌ ‌ ​‍‌‍​‌‌‍ ‌​‍‌‍‌ ​​‌‍​‌‌ ‌​‌‍‍​​ ‌‌‍​‍‌‍ ‌‍‌​‌ ‍‌​‍‌‌​ ‌‌‌​​‍‌‌ ‌‍‍ ‌‍‌‌‌ ‍‌​‍‌‌​ ​ ‌​‌​​‍‌‌​ ​ ‌​‌​​‍‌‌​ ​‍​ ​‍​ ​ ‌‍‌​​ ​ ​ ‌‌​ ‍‌​ ‌‍​ ‍‌‌‍​‌​ ‍‌​ ‌‌​ ​​‌‍​‍​‍‌‌​ ​‍​ ​‍​‍‌‌​ ‌‌‌​‌​​‍ ‍‌‍​ ‌‍‍​‌‍‍‌‌‍ ​‌‍‌​‌ ​‍‌‍‌‌‌‍ ‍​‍‌‌​ ‌‌‌​​‍‌‌ ‌‍‍ ‌‍‌‌‌ ‍‌​‍‌‌​ ​ ‌​‌​​‍‌‌​ ​ ‌​‌​​‍‌‌​ ​‍​ ​‍​ ​​‌‍​‍​ ‌ ​ ‌‌​ ​‍‌‍​ ‌‍​‌‌‍‌‌​ ‌‌‌‍​ ​ ​ ‌‍​‍​‍‌‌​ ​‍​ ​‍​‍‌‌​ ‌‌‌​‌​​‍ ‍‌ ‌​‌‍‌‌‌ ‍​‌ ‌​​‍​‍‌ ‌
10/13/23 - ​​​​‌ ‍ ​‍​‍‌‍ ‌ ​‍‌‍‍‌‌‍‌ ‌‍‍‌‌‍ ‍​‍​‍​ ‍‍​‍​‍‌ ​ ‌‍​‌‌‍ ‍‌‍‍‌‌ ‌​‌ ‍‌​‍ ‍‌‍‍‌‌‍ ​‍​‍​‍ ​​‍​‍‌‍‍​‌ ​‍‌‍‌‌‌‍‌‍​‍​‍​ ‍‍​‍​‍‌‍‍​‌ ‌​‌ ‌​‌ ​​​ ‍‍​‍ ​‍ ‌‍ ​‌‍ ‌‍​ ‌‍​‌‌‍ ​‌‍‍​‌‍ ‌ ​ ‌ ‌​​ ‍‍​ ​ ​ ​ ​ ​ ​ ​ ​‍ ‌‍‍‌‌‍ ‍‌ ‌​‌‍‌‌‌‍ ‍‌ ‌​​‍ ‌‍‌‌‌‍‌​‌‍‍‌‌ ‌​​‍ ‌‍ ‌‌‍ ‌‍‌​‌‍‌‌​ ‌‌ ​​‌ ​‍‌‍‌‌‌ ​ ‌‍‌‌‌‍ ‍‌ ‌​‌‍​‌‌ ‌​‌‍‍‌‌‍ ‌‍ ‍​ ‍ ‌‍‍‌‌‍‌​​ ‌‌‍​‌​ ‌ ​ ‌‌‌‍‌​‌‍​‍​ ​‍​ ​‍‌‍​ ​‍ ‌‌‍​ ​ ‌‌‌‍‌​​ ‌​​‍ ‌​ ‌​‌‍‌‌‌‍‌‍‌‍‌​​‍ ‌​ ‍‌‌‍‌‍‌‍​ ‌‍​ ​‍ ‌​ ‌​‌‍​‌‌‍‌‍​ ​‌​ ‌‌​ ‌‌‌‍​‌​ ​ ​ ‌ ​ ‍​​ ‍‌‌‍‌‍​ ‍ ‌ ‌​‌ ‍‌‌ ​​‌‍‌‌​ ‌‌ ​​‌ ​‍‌‍ ‌‍‌ ‌ ​‍‌‍​‌‌‍ ‌​ ‍ ‌ ​​‌‍​‌‌ ‌​‌‍‍​​ ‌‌‍​‍‌‍ ‌‍‌​‌ ‍‌​‍‌‌​ ‌‌‌​​‍‌‌ ‌‍‍ ‌‍‌‌‌ ‍‌​‍‌‌​ ​ ‌​‌​​‍‌‌​ ​ ‌​‌​​‍‌‌​ ​‍​ ​‍​ ‍‌​ ‌‍​ ‍​​ ‌ ​ ​ ​ ​‌​ ​‌‌‍‌​‌‍‌​‌‍‌‍‌‍‌‍​ ​​​‍‌‌​ ​‍​ ​‍​‍‌‌​ ‌‌‌​‌​​‍ ‍‌‍​ ‌‍‍​‌‍‍‌‌‍ ​‌‍‌​‌ ​‍‌‍‌‌‌‍ ‍​‍‌‌​ ‌‌‌​​‍‌‌ ‌‍‍ ‌‍‌‌‌ ‍‌​‍‌‌​ ​ ‌​‌​​‍‌‌​ ​ ‌​‌​​‍‌‌​ ​‍​ ​‍‌‍‌‍​ ​‍​ ‌‍‌‍​‌​ ‌‍​ ​‌‌‍​‍​ ‌​​ ‍​​ ​ ​ ​‍‌‍​‍​‍‌‌​ ​‍​ ​‍​‍‌‌​ ‌‌‌​‌​​‍ ‍‌ ‌​‌‍‌‌‌ ‍​‌ ‌​​ ‌‍​‍‌‍​‌‌ ​ ‌‍‌‌‌‌‌‌‌ ​‍‌‍ ​​ ‌‌‍‍​‌ ‌​‌ ‌​‌ ​​​‍‌‌​ ​ ‌​​‌​‍‌‌​ ​‍‌​‌‍​‍‌‌​ ​‍‌​‌‍‌‍ ​‌‍ ‌‍​ ‌‍​‌‌‍ ​‌‍‍​‌‍ ‌ ​ ‌ ‌​​‍‌‌​ ​ ‌​​‌​ ​ ​ ​ ​ ​ ​ ​ ​‍‌‍‌‍‍‌‌‍‌​​ ‌‌‍​‌​ ‌ ​ ‌‌‌‍‌​‌‍​‍​ ​‍​ ​‍‌‍​ ​‍ ‌‌‍​ ​ ‌‌‌‍‌​​ ‌​​‍ ‌​ ‌​‌‍‌‌‌‍‌‍‌‍‌​​‍ ‌​ ‍‌‌‍‌‍‌‍​ ‌‍​ ​‍ ‌​ ‌​‌‍​‌‌‍‌‍​ ​‌​ ‌‌​ ‌‌‌‍​‌​ ​ ​ ‌ ​ ‍​​ ‍‌‌‍‌‍​‍‌‍‌ ‌​‌ ‍‌‌ ​​‌‍‌‌​ ‌‌ ​​‌ ​‍‌‍ ‌‍‌ ‌ ​‍‌‍​‌‌‍ ‌​‍‌‍‌ ​​‌‍​‌‌ ‌​‌‍‍​​ ‌‌‍​‍‌‍ ‌‍‌​‌ ‍‌​‍‌‌​ ‌‌‌​​‍‌‌ ‌‍‍ ‌‍‌‌‌ ‍‌​‍‌‌​ ​ ‌​‌​​‍‌‌​ ​ ‌​‌​​‍‌‌​ ​‍​ ​‍​ ‍‌​ ‌‍​ ‍​​ ‌ ​ ​ ​ ​‌​ ​‌‌‍‌​‌‍‌​‌‍‌‍‌‍‌‍​ ​​​‍‌‌​ ​‍​ ​‍​‍‌‌​ ‌‌‌​‌​​‍ ‍‌‍​ ‌‍‍​‌‍‍‌‌‍ ​‌‍‌​‌ ​‍‌‍‌‌‌‍ ‍​‍‌‌​ ‌‌‌​​‍‌‌ ‌‍‍ ‌‍‌‌‌ ‍‌​‍‌‌​ ​ ‌​‌​​‍‌‌​ ​ ‌​‌​​‍‌‌​ ​‍​ ​‍‌‍‌‍​ ​‍​ ‌‍‌‍​‌​ ‌‍​ ​‌‌‍​‍​ ‌​​ ‍​​ ​ ​ ​‍‌‍​‍​‍‌‌​ ​‍​ ​‍​‍‌‌​ ‌‌‌​‌​​‍ ‍‌ ‌​‌‍‌‌‌ ‍​‌ ‌​​‍​‍‌ ‌ https://new.littlemastersclub.org/events/little-masters-club-performing-for-seniors-